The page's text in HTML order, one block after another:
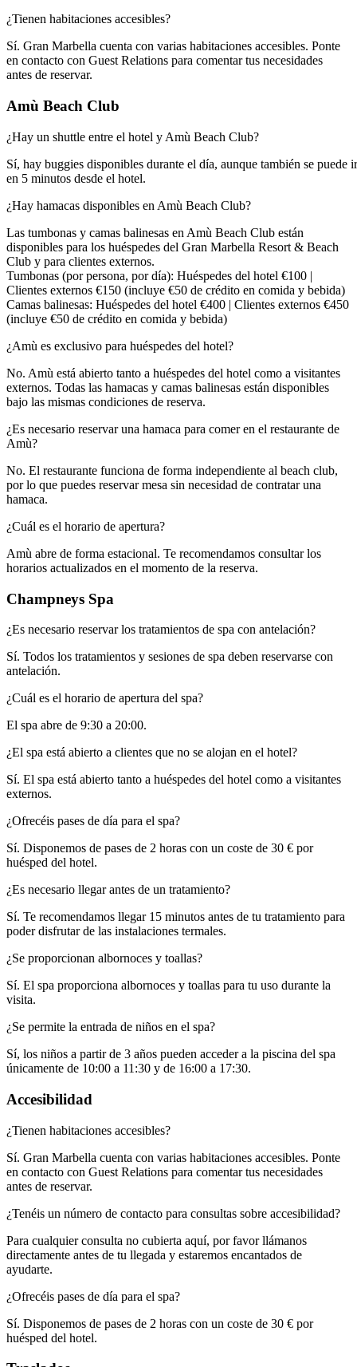
¿Tienen habitaciones accesibles?​​​​‌ ‍ ​‍​‍‌‍ ‌ ​‍‌‍‍‌‌‍‌ ‌‍‍‌‌‍ ‍​‍​‍​ ‍‍​‍​‍‌ ​ ‌‍​‌‌‍ ‍‌‍‍‌‌ ‌​‌ ‍‌​‍ ‍‌‍‍‌‌‍ ​‍​‍​‍ ​​‍​‍‌‍‍​‌ ​‍‌‍‌‌‌‍‌‍​‍​‍​ ‍‍​‍​‍‌‍‍​‌ ‌​‌ ‌​‌ ​​‌ ​ ​ ‍‍​‍ ​‍ ‌‍ ​​‍ ‌‌‍​‌‌‍ ‍‌‍‌​​‍ ‌‌ ​‍​‍ ‌‌‍‍​‌‍ ‌ ‌​‌‍‌‌‌‍ ​‌ ​ ​‍ ‌‌ ​ ‌ ‌​‌ ‌‌‌‍‌​‌‍‍‌‌‍ ​‍ ‍‌ ‌‍‌‍‌‌‌ ​‍‌‍​ ‌‍‌‌‌‍ ​​‍ ‍‌‍​‌‌ ​​‌ ​​​‍ ‌‍‍‌‌‍ ‍‌ ‌​‌‍‌‌‌‍ ‍‌ ‌​​‍ ‌‍‌‌‌‍‌​‌‍‍‌‌ ‌​​‍ ‌‍ ‌‌‍ ‌‍‌​‌‍‌‌​ ‌‌ ​​‌ ​‍‌‍‌‌‌ ​ ‌‍‌‌‌‍ ‍‌ ‌​‌‍​‌‌ ‌​‌‍‍‌‌‍ ‌‍ ‍​ ‍ ‌‍‍‌‌‍‌​​ ‌​ ‌ ​ ‌‌​ ​‌​ ‍‌‌‍​ ​ ‌ ​ ​ ‌‍​ ​‍ ‌​ ‍​‌‍‌‌​ ​​‌‍​ ​‍ ‌​ ‌​‌‍​‌‌‍‌​​ ​​​‍ ‌​ ‍​‌‍‌‍​ ‍​​ ​ ​‍ ‌​ ​​​ ​‍​ ‍​​ ‍‌​ ​ ​ ‌‌​ ‍‌​ ‍​‌‍​‍‌‍​‌‌‍‌‍‌‍​ ​ ‍ ‌ ‌​‌ ‍‌‌ ​​‌‍‌‌​ ‌‌‍‍​‌‍ ‌ ‌​‌‍‌‌‌‍ ​‌​‌‍‌‍​‌‌ ​‌​ ‍ ‌ ​​‌‍​‌‌ ‌​‌‍‍​​ ‌‌ ​‌‌ ‌‌‌‍‌‌‌ ​ ‌ ‌​‌‍‍‌‌‍ ‌‍ ‍​ ‌‍​‍‌‍​‌‌ ​ ‌‍‌‌‌‌‌‌‌ ​‍‌‍ ​​ ‌‌‍‍​‌ ‌​‌ ‌​‌ ​​‌ ​ ​‍‌‌​ ​ ‌​​‌​‍‌‌​ ​‍‌​‌‍​‍‌‌​ ​‍‌​‌‍‌‍ ​​‍ ‌‌‍​‌‌‍ ‍‌‍‌​​‍ ‌‌ ​‍​‍ ‌‌‍‍​‌‍ ‌ ‌​‌‍‌‌‌‍ ​‌ ​ ​‍ ‌‌ ​ ‌ ‌​‌ ‌‌‌‍‌​‌‍‍‌‌‍ ​‍ ‍‌ ‌‍‌‍‌‌‌ ​‍‌‍​ ‌‍‌‌‌‍ ​​‍ ‍‌‍​‌‌ ​​‌ ​​​‍‌‍‌‍‍‌‌‍‌​​ ‌​ ‌ ​ ‌‌​ ​‌​ ‍‌‌‍​ ​ ‌ ​ ​ ‌‍​ ​‍ ‌​ ‍​‌‍‌‌​ ​​‌‍​ ​‍ ‌​ ‌​‌‍​‌‌‍‌​​ ​​​‍ ‌​ ‍​‌‍‌‍​ ‍​​ ​ ​‍ ‌​ ​​​ ​‍​ ‍​​ ‍‌​ ​ ​ ‌‌​ ‍‌​ ‍​‌‍​‍‌‍​‌‌‍‌‍‌‍​ ​‍‌‍‌ ‌​‌ ‍‌‌ ​​‌‍‌‌​ ‌‌‍‍​‌‍ ‌ ‌​‌‍‌‌‌‍ ​‌​‌‍‌‍​‌‌ ​‌​‍‌‍‌ ​​‌‍​‌‌ ‌​‌‍‍​​ ‌‌ ​‌‌ ‌‌‌‍‌‌‌ ​ ‌ ‌​‌‍‍‌‌‍ ‌‍ ‍​‍‌‍‌ ​​‌‍‌‌‌ ​‍‌ ​ ‌ ​​‌‍‌‌‌‍​ ‌ ‌​‌‍‍‌‌ ‌‍‌‍‌‌​ ‌‌ ​​‌ ‌‌‌‍​‍‌‍ ​‌‍‍‌‌ ​ ‌‍‍​‌‍‌‌‌‍‌​​‍​‍‌ ‌
Sí. Gran Marbella cuenta con varias habitaciones accesibles. Ponte
en contacto con Guest Relations para comentar tus necesidades
antes de reservar.​​​​‌ ‍ ​‍​‍‌‍ ‌ ​‍‌‍‍‌‌‍‌ ‌‍‍‌‌‍ ‍​‍​‍​ ‍‍​‍​‍‌ ​ ‌‍​‌‌‍ ‍‌‍‍‌‌ ‌​‌ ‍‌​‍ ‍‌‍‍‌‌‍ ​‍​‍​‍ ​​‍​‍‌‍‍​‌ ​‍‌‍‌‌‌‍‌‍​‍​‍​ ‍‍​‍​‍‌‍‍​‌ ‌​‌ ‌​‌ ​​‌ ​ ​ ‍‍​‍ ​‍ ‌‍ ​​‍ ‌‌‍​‌‌‍ ‍‌‍‌​​‍ ‌‌ ​‍​‍ ‌‌‍‍​‌‍ ‌ ‌​‌‍‌‌‌‍ ​‌ ​ ​‍ ‌‌ ​ ‌ ‌​‌ ‌‌‌‍‌​‌‍‍‌‌‍ ​‍ ‍‌ ‌‍‌‍‌‌‌ ​‍‌‍​ ‌‍‌‌‌‍ ​​‍ ‍‌‍​‌‌ ​​‌ ​​​‍ ‌‍‍‌‌‍ ‍‌ ‌​‌‍‌‌‌‍ ‍‌ ‌​​‍ ‌‍‌‌‌‍‌​‌‍‍‌‌ ‌​​‍ ‌‍ ‌‌‍ ‌‍‌​‌‍‌‌​ ‌‌ ​​‌ ​‍‌‍‌‌‌ ​ ‌‍‌‌‌‍ ‍‌ ‌​‌‍​‌‌ ‌​‌‍‍‌‌‍ ‌‍ ‍​ ‍ ‌‍‍‌‌‍‌​​ ‌​ ‌ ​ ‌‌​ ​‌​ ‍‌‌‍​ ​ ‌ ​ ​ ‌‍​ ​‍ ‌​ ‍​‌‍‌‌​ ​​‌‍​ ​‍ ‌​ ‌​‌‍​‌‌‍‌​​ ​​​‍ ‌​ ‍​‌‍‌‍​ ‍​​ ​ ​‍ ‌​ ​​​ ​‍​ ‍​​ ‍‌​ ​ ​ ‌‌​ ‍‌​ ‍​‌‍​‍‌‍​‌‌‍‌‍‌‍​ ​ ‍ ‌ ‌​‌ ‍‌‌ ​​‌‍‌‌​ ‌‌‍‍​‌‍ ‌ ‌​‌‍‌‌‌‍ ​‌​‌‍‌‍​‌‌ ​‌​ ‍ ‌ ​​‌‍​‌‌ ‌​‌‍‍​​ ‌‌‍​‌‌‍ ‍‌ ​ ‌ ‌ ‌‍‌‌‌ ​‍​‍‌‌​ ‌‌‌​​‍‌‌ ‌‍‍ ‌‍‌‌‌ ‍‌​‍‌‌​ ​ ‌​‌​​‍‌‌​ ​ ‌​‌​​‍‌‌​ ​‍​ ​‍​ ‍‌​ ​‍​ ​‍‌‍​‌‌‍‌‌​ ‌ ‌‍​ ​ ‌‍‌‍​ ‌‍‌‍​ ‌‍​ ​‍​‍‌‌​ ​‍​ ​‍​‍‌‌​ ‌‌‌​‌​​‍ ‍‌‍​ ‌‍‍​‌‍‍‌‌‍ ​‌‍‌​‌ ​‍‌‍‌‌‌‍ ‍​‍‌‌​ ‌‌‌​​‍‌‌ ‌‍‍ ‌‍‌‌‌ ‍‌​‍‌‌​ ​ ‌​‌​​‍‌‌​ ​ ‌​‌​​‍‌‌​ ​‍​ ​‍​ ‍​​ ‍‌‌‍‌‌​ ‌‌‌‍‌​‌‍​‌‌‍​ ‌‍‌‍‌‍​‌‌‍​‍​ ‍​​ ‌‌​‍‌‌​ ​‍​ ​‍​‍‌‌​ ‌‌‌​‌​​‍ ‍‌ ‌​‌‍‌‌‌ ‍​‌ ‌​​ ‌‍​‍‌‍​‌‌ ​ ‌‍‌‌‌‌‌‌‌ ​‍‌‍ ​​ ‌‌‍‍​‌ ‌​‌ ‌​‌ ​​‌ ​ ​‍‌‌​ ​ ‌​​‌​‍‌‌​ ​‍‌​‌‍​‍‌‌​ ​‍‌​‌‍‌‍ ​​‍ ‌‌‍​‌‌‍ ‍‌‍‌​​‍ ‌‌ ​‍​‍ ‌‌‍‍​‌‍ ‌ ‌​‌‍‌‌‌‍ ​‌ ​ ​‍ ‌‌ ​ ‌ ‌​‌ ‌‌‌‍‌​‌‍‍‌‌‍ ​‍ ‍‌ ‌‍‌‍‌‌‌ ​‍‌‍​ ‌‍‌‌‌‍ ​​‍ ‍‌‍​‌‌ ​​‌ ​​​‍‌‍‌‍‍‌‌‍‌​​ ‌​ ‌ ​ ‌‌​ ​‌​ ‍‌‌‍​ ​ ‌ ​ ​ ‌‍​ ​‍ ‌​ ‍​‌‍‌‌​ ​​‌‍​ ​‍ ‌​ ‌​‌‍​‌‌‍‌​​ ​​​‍ ‌​ ‍​‌‍‌‍​ ‍​​ ​ ​‍ ‌​ ​​​ ​‍​ ‍​​ ‍‌​ ​ ​ ‌‌​ ‍‌​ ‍​‌‍​‍‌‍​‌‌‍‌‍‌‍​ ​‍‌‍‌ ‌​‌ ‍‌‌ ​​‌‍‌‌​ ‌‌‍‍​‌‍ ‌ ‌​‌‍‌‌‌‍ ​‌​‌‍‌‍​‌‌ ​‌​‍‌‍‌ ​​‌‍​‌‌ ‌​‌‍‍​​ ‌‌‍​‌‌‍ ‍‌ ​ ‌ ‌ ‌‍‌‌‌ ​‍​‍‌‌​ ‌‌‌​​‍‌‌ ‌‍‍ ‌‍‌‌‌ ‍‌​‍‌‌​ ​ ‌​‌​​‍‌‌​ ​ ‌​‌​​‍‌‌​ ​‍​ ​‍​ ‍‌​ ​‍​ ​‍‌‍​‌‌‍‌‌​ ‌ ‌‍​ ​ ‌‍‌‍​ ‌‍‌‍​ ‌‍​ ​‍​‍‌‌​ ​‍​ ​‍​‍‌‌​ ‌‌‌​‌​​‍ ‍‌‍​ ‌‍‍​‌‍‍‌‌‍ ​‌‍‌​‌ ​‍‌‍‌‌‌‍ ‍​‍‌‌​ ‌‌‌​​‍‌‌ ‌‍‍ ‌‍‌‌‌ ‍‌​‍‌‌​ ​ ‌​‌​​‍‌‌​ ​ ‌​‌​​‍‌‌​ ​‍​ ​‍​ ‍​​ ‍‌‌‍‌‌​ ‌‌‌‍‌​‌‍​‌‌‍​ ‌‍‌‍‌‍​‌‌‍​‍​ ‍​​ ‌‌​‍‌‌​ ​‍​ ​‍​‍‌‌​ ‌‌‌​‌​​‍ ‍‌ ‌​‌‍‌‌‌ ‍​‌ ‌​​‍‌‍‌ ​​‌‍‌‌‌ ​‍‌ ​ ‌ ​​‌‍‌‌‌‍​ ‌ ‌​‌‍‍‌‌ ‌‍‌‍‌‌​ ‌‌ ​​‌ ‌‌‌‍​‍‌‍ ​‌‍‍‌‌ ​ ‌‍‍​‌‍‌‌‌‍‌​​‍​‍‌ ‌
Amù Beach Club​​​​‌ ‍ ​‍​‍‌‍ ‌ ​‍‌‍‍‌‌‍‌ ‌‍‍‌‌‍ ‍​‍​‍​ ‍‍​‍​‍‌ ​ ‌‍​‌‌‍ ‍‌‍‍‌‌ ‌​‌ ‍‌​‍ ‍‌‍‍‌‌‍ ​‍​‍​‍ ​​‍​‍‌‍‍​‌ ​‍‌‍‌‌‌‍‌‍​‍​‍​ ‍‍​‍​‍‌‍‍​‌ ‌​‌ ‌​‌ ​​‌ ​ ​ ‍‍​‍ ​‍ ‌‍ ​​‍ ‌‌‍​‌‌‍ ‍‌‍‌​​‍ ‌‌ ​‍​‍ ‌‌‍‍​‌‍ ‌ ‌​‌‍‌‌‌‍ ​‌ ​ ​‍ ‌‌ ​ ‌ ‌​‌ ‌‌‌‍‌​‌‍‍‌‌‍ ​‍ ‍‌ ‌‍‌‍‌‌‌ ​‍‌‍​ ‌‍‌‌‌‍ ​​‍ ‍‌‍​‌‌ ​​‌ ​​​‍ ‌‍‍‌‌‍ ‍‌ ‌​‌‍‌‌‌‍ ‍‌ ‌​​‍ ‌‍‌‌‌‍‌​‌‍‍‌‌ ‌​​‍ ‌‍ ‌‌‍ ‌‍‌​‌‍‌‌​ ‌‌ ​​‌ ​‍‌‍‌‌‌ ​ ‌‍‌‌‌‍ ‍‌ ‌​‌‍​‌‌ ‌​‌‍‍‌‌‍ ‌‍ ‍​ ‍ ‌‍‍‌‌‍‌​​ ‌‌‍​‍‌‍‌‌‌‍​‍‌‍​ ​ ​​‌‍​ ​ ‌ ​ ‍‌​‍ ‌‌‍​‍‌‍​‌​ ‍‌​ ‌ ​‍ ‌​ ‌​​ ‌‌​ ​​​ ​‍​‍ ‌‌‍​‍​ ‌‌​ ‌​​ ‍​​‍ ‌​ ‍‌‌‍‌‌‌‍‌‌​ ​ ‌‍‌​​ ‌‌​ ‌ ​ ‌​‌‍‌‌‌‍​‌‌‍​‍​ ​‌​ ‍ ‌ ‌​‌ ‍‌‌ ​​‌‍‌‌​ ‌‌‍‍​‌‍ ‌ ‌​‌‍‌‌‌‍ ​‌‌​ ‌‍‍‌‌ ‌​‌‍‌‌‌‌​​‌‍​‌‌‍‌ ‌‍‌‌​ ‍ ‌ ​​‌‍​‌‌ ‌​‌‍‍​​ ‌‌ ​​‌‍​‌‌‍‌ ‌‍‌‌‌​​‍‌ ‌‌‌‍‍‌‌‍ ​‌‍‌​‌‍‌‌‌ ​‍​‍‌‌​ ‌‌‌​​‍‌‌ ‌‍‍ ‌‍‌‌‌ ‍‌​‍‌‌​ ​ ‌​‌​​‍‌‌​ ​ ‌​‌​​‍‌‌​ ​‍​ ​‍​ ‍​​ ‍​​ ‌‌​ ‌ ​ ‌‍‌‍​‍​ ‌​​ ‌‍​ ‌‍‌‍‌‍​ ‌‌‌‍‌​​‍‌‌​ ​‍​ ​‍​‍‌‌​ ‌‌‌​‌​​‍ ‍‌‍‌‍‌‍​‌‌ ​‌‌‌​ ‌‍‌‌‌‍​ ‌ ‌​‌‍‍‌‌‍ ‌‍ ‍‌ ​ ​‍‌‌​ ‌‌‌​​‍‌‌ ‌‍‍ ‌‍‌‌‌ ‍‌​‍‌‌​ ​ ‌​‌​​‍‌‌​ ​ ‌​‌​​‍‌‌​ ​‍​ ​‍‌‍​ ​ ‍​‌‍​‍‌‍​‍​ ‌ ‌‍​ ‌‍​‌‌‍​ ​ ​ ‌‍​ ​ ‍‌​ ‌ ​‍‌‌​ ​‍​ ​‍​‍‌‌​ ‌‌‌​‌​​‍ ‍‌ ​ ‌‍‌‌‌‍​ ‌ ‌​‌‍‍‌‌‍ ‌‍ ‍‌‌‌​‌‍‍‌‌ ‌​‌‍ ​‌‍‌‌​ ‌‍​‍‌‍​‌‌ ​ ‌‍‌‌‌‌‌‌‌ ​‍‌‍ ​​ ‌‌‍‍​‌ ‌​‌ ‌​‌ ​​‌ ​ ​‍‌‌​ ​ ‌​​‌​‍‌‌​ ​‍‌​‌‍​‍‌‌​ ​‍‌​‌‍‌‍ ​​‍ ‌‌‍​‌‌‍ ‍‌‍‌​​‍ ‌‌ ​‍​‍ ‌‌‍‍​‌‍ ‌ ‌​‌‍‌‌‌‍ ​‌ ​ ​‍ ‌‌ ​ ‌ ‌​‌ ‌‌‌‍‌​‌‍‍‌‌‍ ​‍ ‍‌ ‌‍‌‍‌‌‌ ​‍‌‍​ ‌‍‌‌‌‍ ​​‍ ‍‌‍​‌‌ ​​‌ ​​​‍‌‍‌‍‍‌‌‍‌​​ ‌‌‍​‍‌‍‌‌‌‍​‍‌‍​ ​ ​​‌‍​ ​ ‌ ​ ‍‌​‍ ‌‌‍​‍‌‍​‌​ ‍‌​ ‌ ​‍ ‌​ ‌​​ ‌‌​ ​​​ ​‍​‍ ‌‌‍​‍​ ‌‌​ ‌​​ ‍​​‍ ‌​ ‍‌‌‍‌‌‌‍‌‌​ ​ ‌‍‌​​ ‌‌​ ‌ ​ ‌​‌‍‌‌‌‍​‌‌‍​‍​ ​‌​‍‌‍‌ ‌​‌ ‍‌‌ ​​‌‍‌‌​ ‌‌‍‍​‌‍ ‌ ‌​‌‍‌‌‌‍ ​‌‌​ ‌‍‍‌‌ ‌​‌‍‌‌‌‌​​‌‍​‌‌‍‌ ‌‍‌‌​‍‌‍‌ ​​‌‍​‌‌ ‌​‌‍‍​​ ‌‌ ​​‌‍​‌‌‍‌ ‌‍‌‌‌​​‍‌ ‌‌‌‍‍‌‌‍ ​‌‍‌​‌‍‌‌‌ ​‍​‍‌‌​ ‌‌‌​​‍‌‌ ‌‍‍ ‌‍‌‌‌ ‍‌​‍‌‌​ ​ ‌​‌​​‍‌‌​ ​ ‌​‌​​‍‌‌​ ​‍​ ​‍​ ‍​​ ‍​​ ‌‌​ ‌ ​ ‌‍‌‍​‍​ ‌​​ ‌‍​ ‌‍‌‍‌‍​ ‌‌‌‍‌​​‍‌‌​ ​‍​ ​‍​‍‌‌​ ‌‌‌​‌​​‍ ‍‌‍‌‍‌‍​‌‌ ​‌‌‌​ ‌‍‌‌‌‍​ ‌ ‌​‌‍‍‌‌‍ ‌‍ ‍‌ ​ ​‍‌‌​ ‌‌‌​​‍‌‌ ‌‍‍ ‌‍‌‌‌ ‍‌​‍‌‌​ ​ ‌​‌​​‍‌‌​ ​ ‌​‌​​‍‌‌​ ​‍​ ​‍‌‍​ ​ ‍​‌‍​‍‌‍​‍​ ‌ ‌‍​ ‌‍​‌‌‍​ ​ ​ ‌‍​ ​ ‍‌​ ‌ ​‍‌‌​ ​‍​ ​‍​‍‌‌​ ‌‌‌​‌​​‍ ‍‌ ​ ‌‍‌‌‌‍​ ‌ ‌​‌‍‍‌‌‍ ‌‍ ‍‌‌‌​‌‍‍‌‌ ‌​‌‍ ​‌‍‌‌​‍‌‍‌ ​​‌‍‌‌‌ ​‍‌ ​ ‌ ​​‌‍‌‌‌‍​ ‌ ‌​‌‍‍‌‌ ‌‍‌‍‌‌​ ‌‌ ​​‌ ‌‌‌‍​‍‌‍ ​‌‍‍‌‌ ​ ‌‍‍​‌‍‌‌‌‍‌​​‍​‍‌ ‌
¿Hay un shuttle entre el hotel y Amù Beach Club?​​​​‌ ‍ ​‍​‍‌‍ ‌ ​‍‌‍‍‌‌‍‌ ‌‍‍‌‌‍ ‍​‍​‍​ ‍‍​‍​‍‌ ​ ‌‍​‌‌‍ ‍‌‍‍‌‌ ‌​‌ ‍‌​‍ ‍‌‍‍‌‌‍ ​‍​‍​‍ ​​‍​‍‌‍‍​‌ ​‍‌‍‌‌‌‍‌‍​‍​‍​ ‍‍​‍​‍‌‍‍​‌ ‌​‌ ‌​‌ ​​‌ ​ ​ ‍‍​‍ ​‍ ‌‍ ​​‍ ‌‌‍​‌‌‍ ‍‌‍‌​​‍ ‌‌ ​‍​‍ ‌‌‍‍​‌‍ ‌ ‌​‌‍‌‌‌‍ ​‌ ​ ​‍ ‌‌ ​ ‌ ‌​‌ ‌‌‌‍‌​‌‍‍‌‌‍ ​‍ ‍‌ ‌‍‌‍‌‌‌ ​‍‌‍​ ‌‍‌‌‌‍ ​​‍ ‍‌‍​‌‌ ​​‌ ​​​‍ ‌‍‍‌‌‍ ‍‌ ‌​‌‍‌‌‌‍ ‍‌ ‌​​‍ ‌‍‌‌‌‍‌​‌‍‍‌‌ ‌​​‍ ‌‍ ‌‌‍ ‌‍‌​‌‍‌‌​ ‌‌ ​​‌ ​‍‌‍‌‌‌ ​ ‌‍‌‌‌‍ ‍‌ ‌​‌‍​‌‌ ‌​‌‍‍‌‌‍ ‌‍ ‍​ ‍ ‌‍‍‌‌‍‌​​ ‌‌‍‌‌​ ​ ​ ​‌‌‍‌​‌‍‌‍​ ​ ‌‍​‍​ ‌‌​‍ ‌‌‍‌‌‌‍​‌​ ​​​ ​‍​‍ ‌​ ‌​‌‍​‌​ ‌‍‌‍​‌​‍ ‌‌‍​‌​ ‍‌‌‍​‍​ ‌ ​‍ ‌‌‍‌​​ ​‍​ ‌ ‌‍​‌‌‍​ ​ ​ ​ ‌​​ ​‍​ ‍​​ ​​​ ​ ‌‍‌‌​ ‍ ‌ ‌​‌ ‍‌‌ ​​‌‍‌‌​ ‌‌‍‍​‌‍ ‌ ‌​‌‍‌‌‌‍ ​‌​‌‍‌‍​‌‌ ​‌​ ‍ ‌ ​​‌‍​‌‌ ‌​‌‍‍​​ ‌‌ ​‌‌ ‌‌‌‍‌‌‌ ​ ‌ ‌​‌‍‍‌‌‍ ‌‍ ‍​ ‌‍​‍‌‍​‌‌ ​ ‌‍‌‌‌‌‌‌‌ ​‍‌‍ ​​ ‌‌‍‍​‌ ‌​‌ ‌​‌ ​​‌ ​ ​‍‌‌​ ​ ‌​​‌​‍‌‌​ ​‍‌​‌‍​‍‌‌​ ​‍‌​‌‍‌‍ ​​‍ ‌‌‍​‌‌‍ ‍‌‍‌​​‍ ‌‌ ​‍​‍ ‌‌‍‍​‌‍ ‌ ‌​‌‍‌‌‌‍ ​‌ ​ ​‍ ‌‌ ​ ‌ ‌​‌ ‌‌‌‍‌​‌‍‍‌‌‍ ​‍ ‍‌ ‌‍‌‍‌‌‌ ​‍‌‍​ ‌‍‌‌‌‍ ​​‍ ‍‌‍​‌‌ ​​‌ ​​​‍‌‍‌‍‍‌‌‍‌​​ ‌‌‍‌‌​ ​ ​ ​‌‌‍‌​‌‍‌‍​ ​ ‌‍​‍​ ‌‌​‍ ‌‌‍‌‌‌‍​‌​ ​​​ ​‍​‍ ‌​ ‌​‌‍​‌​ ‌‍‌‍​‌​‍ ‌‌‍​‌​ ‍‌‌‍​‍​ ‌ ​‍ ‌‌‍‌​​ ​‍​ ‌ ‌‍​‌‌‍​ ​ ​ ​ ‌​​ ​‍​ ‍​​ ​​​ ​ ‌‍‌‌​‍‌‍‌ ‌​‌ ‍‌‌ ​​‌‍‌‌​ ‌‌‍‍​‌‍ ‌ ‌​‌‍‌‌‌‍ ​‌​‌‍‌‍​‌‌ ​‌​‍‌‍‌ ​​‌‍​‌‌ ‌​‌‍‍​​ ‌‌ ​‌‌ ‌‌‌‍‌‌‌ ​ ‌ ‌​‌‍‍‌‌‍ ‌‍ ‍​‍‌‍‌ ​​‌‍‌‌‌ ​‍‌ ​ ‌ ​​‌‍‌‌‌‍​ ‌ ‌​‌‍‍‌‌ ‌‍‌‍‌‌​ ‌‌ ​​‌ ‌‌‌‍​‍‌‍ ​‌‍‍‌‌ ​ ‌‍‍​‌‍‌‌‌‍‌​​‍​‍‌ ‌
Sí, hay buggies disponibles durante el día, aunque también se puede
en 5 minutos desde el hotel.​​​​‌ ‍ ​‍​‍‌‍ ‌ ​‍‌‍‍‌‌‍‌ ‌‍‍‌‌‍ ‍​‍​‍​ ‍‍​‍​‍‌ ​ ‌‍​‌‌‍ ‍‌‍‍‌‌ ‌​‌ ‍‌​‍ ‍‌‍‍‌‌‍ ​‍​‍​‍ ​​‍​‍‌‍‍​‌ ​‍‌‍‌‌‌‍‌‍​‍​‍​ ‍‍​‍​‍‌‍‍​‌ ‌​‌ ‌​‌ ​​‌ ​ ​ ‍‍​‍ ​‍ ‌‍ ​​‍ ‌‌‍​‌‌‍ ‍‌‍‌​​‍ ‌‌ ​‍​‍ ‌‌‍‍​‌‍ ‌ ‌​‌‍‌‌‌‍ ​‌ ​ ​‍ ‌‌ ​ ‌ ‌​‌ ‌‌‌‍‌​‌‍‍‌‌‍ ​‍ ‍‌ ‌‍‌‍‌‌‌ ​‍‌‍​ ‌‍‌‌‌‍ ​​‍ ‍‌‍​‌‌ ​​‌ ​​​‍ ‌‍‍‌‌‍ ‍‌ ‌​‌‍‌‌‌‍ ‍‌ ‌​​‍ ‌‍‌‌‌‍‌​‌‍‍‌‌ ‌​​‍ ‌‍ ‌‌‍ ‌‍‌​‌‍‌‌​ ‌‌ ​​‌ ​‍‌‍‌‌‌ ​ ‌‍‌‌‌‍ ‍‌ ‌​‌‍​‌‌ ‌​‌‍‍‌‌‍ ‌‍ ‍​ ‍ ‌‍‍‌‌‍‌​​ ‌‌‍‌‌​ ​ ​ ​‌‌‍‌​‌‍‌‍​ ​ ‌‍​‍​ ‌‌​‍ ‌‌‍‌‌‌‍​‌​ ​​​ ​‍​‍ ‌​ ‌​‌‍​‌​ ‌‍‌‍​‌​‍ ‌‌‍​‌​ ‍‌‌‍​‍​ ‌ ​‍ ‌‌‍‌​​ ​‍​ ‌ ‌‍​‌‌‍​ ​ ​ ​ ‌​​ ​‍​ ‍​​ ​​​ ​ ‌‍‌‌​ ‍ ‌ ‌​‌ ‍‌‌ ​​‌‍‌‌​ ‌‌‍‍​‌‍ ‌ ‌​‌‍‌‌‌‍ ​‌​‌‍‌‍​‌‌ ​‌​ ‍ ‌ ​​‌‍​‌‌ ‌​‌‍‍​​ ‌‌‍​‌‌‍ ‍‌ ​ ‌ ‌ ‌‍‌‌‌ ​‍​‍‌‌​ ‌‌‌​​‍‌‌ ‌‍‍ ‌‍‌‌‌ ‍‌​‍‌‌​ ​ ‌​‌​​‍‌‌​ ​ ‌​‌​​‍‌‌​ ​‍​ ​‍​ ‌ ​ ​‌‌‍​ ​ ‌‌​ ‌‍‌‍‌‍‌‍‌​​ ‌​​ ​ ​ ​ ​ ​​​ ‌ ​‍‌‌​ ​‍​ ​‍​‍‌‌​ ‌‌‌​‌​​‍ ‍‌‍​ ‌‍‍​‌‍‍‌‌‍ ​‌‍‌​‌ ​‍‌‍‌‌‌‍ ‍​‍‌‌​ ‌‌‌​​‍‌‌ ‌‍‍ ‌‍‌‌‌ ‍‌​‍‌‌​ ​ ‌​‌​​‍‌‌​ ​ ‌​‌​​‍‌‌​ ​‍​ ​‍​ ‍​​ ​ ​ ‍​​ ‍​​ ​ ​ ‌ ‌‍​ ​ ‌​​ ​‍‌‍‌​​ ‌ ‌‍​ ​‍‌‌​ ​‍​ ​‍​‍‌‌​ ‌‌‌​‌​​‍ ‍‌ ‌​‌‍‌‌‌ ‍​‌ ‌​​ ‌‍​‍‌‍​‌‌ ​ ‌‍‌‌‌‌‌‌‌ ​‍‌‍ ​​ ‌‌‍‍​‌ ‌​‌ ‌​‌ ​​‌ ​ ​‍‌‌​ ​ ‌​​‌​‍‌‌​ ​‍‌​‌‍​‍‌‌​ ​‍‌​‌‍‌‍ ​​‍ ‌‌‍​‌‌‍ ‍‌‍‌​​‍ ‌‌ ​‍​‍ ‌‌‍‍​‌‍ ‌ ‌​‌‍‌‌‌‍ ​‌ ​ ​‍ ‌‌ ​ ‌ ‌​‌ ‌‌‌‍‌​‌‍‍‌‌‍ ​‍ ‍‌ ‌‍‌‍‌‌‌ ​‍‌‍​ ‌‍‌‌‌‍ ​​‍ ‍‌‍​‌‌ ​​‌ ​​​‍‌‍‌‍‍‌‌‍‌​​ ‌‌‍‌‌​ ​ ​ ​‌‌‍‌​‌‍‌‍​ ​ ‌‍​‍​ ‌‌​‍ ‌‌‍‌‌‌‍​‌​ ​​​ ​‍​‍ ‌​ ‌​‌‍​‌​ ‌‍‌‍​‌​‍ ‌‌‍​‌​ ‍‌‌‍​‍​ ‌ ​‍ ‌‌‍‌​​ ​‍​ ‌ ‌‍​‌‌‍​ ​ ​ ​ ‌​​ ​‍​ ‍​​ ​​​ ​ ‌‍‌‌​‍‌‍‌ ‌​‌ ‍‌‌ ​​‌‍‌‌​ ‌‌‍‍​‌‍ ‌ ‌​‌‍‌‌‌‍ ​‌​‌‍‌‍​‌‌ ​‌​‍‌‍‌ ​​‌‍​‌‌ ‌​‌‍‍​​ ‌‌‍​‌‌‍ ‍‌ ​ ‌ ‌ ‌‍‌‌‌ ​‍​‍‌‌​ ‌‌‌​​‍‌‌ ‌‍‍ ‌‍‌‌‌ ‍‌​‍‌‌​ ​ ‌​‌​​‍‌‌​ ​ ‌​‌​​‍‌‌​ ​‍​ ​‍​ ‌ ​ ​‌‌‍​ ​ ‌‌​ ‌‍‌‍‌‍‌‍‌​​ ‌​​ ​ ​ ​ ​ ​​​ ‌ ​‍‌‌​ ​‍​ ​‍​‍‌‌​ ‌‌‌​‌​​‍ ‍‌‍​ ‌‍‍​‌‍‍‌‌‍ ​‌‍‌​‌ ​‍‌‍‌‌‌‍ ‍​‍‌‌​ ‌‌‌​​‍‌‌ ‌‍‍ ‌‍‌‌‌ ‍‌​‍‌‌​ ​ ‌​‌​​‍‌‌​ ​ ‌​‌​​‍‌‌​ ​‍​ ​‍​ ‍​​ ​ ​ ‍​​ ‍​​ ​ ​ ‌ ‌‍​ ​ ‌​​ ​‍‌‍‌​​ ‌ ‌‍​ ​‍‌‌​ ​‍​ ​‍​‍‌‌​ ‌‌‌​‌​​‍ ‍‌ ‌​‌‍‌‌‌ ‍​‌ ‌​​‍‌‍‌ ​​‌‍‌‌‌ ​‍‌ ​ ‌ ​​‌‍‌‌‌‍​ ‌ ‌​‌‍‍‌‌ ‌‍‌‍‌‌​ ‌‌ ​​‌ ‌‌‌‍​‍‌‍ ​‌‍‍‌‌ ​ ‌‍‍​‌‍‌‌‌‍‌​​‍​‍‌ ‌
¿Hay hamacas disponibles en Amù Beach Club?​​​​‌ ‍ ​‍​‍‌‍ ‌ ​‍‌‍‍‌‌‍‌ ‌‍‍‌‌‍ ‍​‍​‍​ ‍‍​‍​‍‌ ​ ‌‍​‌‌‍ ‍‌‍‍‌‌ ‌​‌ ‍‌​‍ ‍‌‍‍‌‌‍ ​‍​‍​‍ ​​‍​‍‌‍‍​‌ ​‍‌‍‌‌‌‍‌‍​‍​‍​ ‍‍​‍​‍‌‍‍​‌ ‌​‌ ‌​‌ ​​‌ ​ ​ ‍‍​‍ ​‍ ‌‍ ​​‍ ‌‌‍​‌‌‍ ‍‌‍‌​​‍ ‌‌ ​‍​‍ ‌‌‍‍​‌‍ ‌ ‌​‌‍‌‌‌‍ ​‌ ​ ​‍ ‌‌ ​ ‌ ‌​‌ ‌‌‌‍‌​‌‍‍‌‌‍ ​‍ ‍‌ ‌‍‌‍‌‌‌ ​‍‌‍​ ‌‍‌‌‌‍ ​​‍ ‍‌‍​‌‌ ​​‌ ​​​‍ ‌‍‍‌‌‍ ‍‌ ‌​‌‍‌‌‌‍ ‍‌ ‌​​‍ ‌‍‌‌‌‍‌​‌‍‍‌‌ ‌​​‍ ‌‍ ‌‌‍ ‌‍‌​‌‍‌‌​ ‌‌ ​​‌ ​‍‌‍‌‌‌ ​ ‌‍‌‌‌‍ ‍‌ ‌​‌‍​‌‌ ‌​‌‍‍‌‌‍ ‌‍ ‍​ ‍ ‌‍‍‌‌‍‌​​ ‌‌‍‌‍‌‍‌​​ ​​‌‍​‌​ ‌‍​ ​ ‌‍‌‍‌‍​‍​‍ ‌​ ​‍​ ‌‌​ ‌ ‌‍​‍​‍ ‌​ ‌​​ ​‌​ ‌​​ ‍‌​‍ ‌​ ‍​​ ‌​‌‍​‌‌‍‌‌​‍ ‌​ ‌​​ ​ ​ ​ ​ ​​​ ​​​ ‌​​ ‍‌​ ‌‌‌‍‌‍​ ‌​‌‍‌‌​ ‌‍​ ‍ ‌ ‌​‌ ‍‌‌ ​​‌‍‌‌​ ‌‌‍‍​‌‍ ‌ ‌​‌‍‌‌‌‍ ​‌​‌‍‌‍​‌‌ ​‌​ ‍ ‌ ​​‌‍​‌‌ ‌​‌‍‍​​ ‌‌ ​‌‌ ‌‌‌‍‌‌‌ ​ ‌ ‌​‌‍‍‌‌‍ ‌‍ ‍​ ‌‍​‍‌‍​‌‌ ​ ‌‍‌‌‌‌‌‌‌ ​‍‌‍ ​​ ‌‌‍‍​‌ ‌​‌ ‌​‌ ​​‌ ​ ​‍‌‌​ ​ ‌​​‌​‍‌‌​ ​‍‌​‌‍​‍‌‌​ ​‍‌​‌‍‌‍ ​​‍ ‌‌‍​‌‌‍ ‍‌‍‌​​‍ ‌‌ ​‍​‍ ‌‌‍‍​‌‍ ‌ ‌​‌‍‌‌‌‍ ​‌ ​ ​‍ ‌‌ ​ ‌ ‌​‌ ‌‌‌‍‌​‌‍‍‌‌‍ ​‍ ‍‌ ‌‍‌‍‌‌‌ ​‍‌‍​ ‌‍‌‌‌‍ ​​‍ ‍‌‍​‌‌ ​​‌ ​​​‍‌‍‌‍‍‌‌‍‌​​ ‌‌‍‌‍‌‍‌​​ ​​‌‍​‌​ ‌‍​ ​ ‌‍‌‍‌‍​‍​‍ ‌​ ​‍​ ‌‌​ ‌ ‌‍​‍​‍ ‌​ ‌​​ ​‌​ ‌​​ ‍‌​‍ ‌​ ‍​​ ‌​‌‍​‌‌‍‌‌​‍ ‌​ ‌​​ ​ ​ ​ ​ ​​​ ​​​ ‌​​ ‍‌​ ‌‌‌‍‌‍​ ‌​‌‍‌‌​ ‌‍​‍‌‍‌ ‌​‌ ‍‌‌ ​​‌‍‌‌​ ‌‌‍‍​‌‍ ‌ ‌​‌‍‌‌‌‍ ​‌​‌‍‌‍​‌‌ ​‌​‍‌‍‌ ​​‌‍​‌‌ ‌​‌‍‍​​ ‌‌ ​‌‌ ‌‌‌‍‌‌‌ ​ ‌ ‌​‌‍‍‌‌‍ ‌‍ ‍​‍‌‍‌ ​​‌‍‌‌‌ ​‍‌ ​ ‌ ​​‌‍‌‌‌‍​ ‌ ‌​‌‍‍‌‌ ‌‍‌‍‌‌​ ‌‌ ​​‌ ‌‌‌‍​‍‌‍ ​‌‍‍‌‌ ​ ‌‍‍​‌‍‌‌‌‍‌​​‍​‍‌ ‌
Las tumbonas y camas balinesas en Amù Beach Club están
disponibles para los huéspedes del Gran Marbella Resort & Beach
Club y para clientes externos.
Tumbonas (por persona, por día): Huéspedes del hotel €100 |
Clientes externos €150 (incluye €50 de crédito en comida y bebida)
Camas balinesas: Huéspedes del hotel €400 | Clientes externos €450
(incluye €50 de crédito en comida y bebida)​​​​‌ ‍ ​‍​‍‌‍ ‌ ​‍‌‍‍‌‌‍‌ ‌‍‍‌‌‍ ‍​‍​‍​ ‍‍​‍​‍‌ ​ ‌‍​‌‌‍ ‍‌‍‍‌‌ ‌​‌ ‍‌​‍ ‍‌‍‍‌‌‍ ​‍​‍​‍ ​​‍​‍‌‍‍​‌ ​‍‌‍‌‌‌‍‌‍​‍​‍​ ‍‍​‍​‍‌‍‍​‌ ‌​‌ ‌​‌ ​​‌ ​ ​ ‍‍​‍ ​‍ ‌‍ ​​‍ ‌‌‍​‌‌‍ ‍‌‍‌​​‍ ‌‌ ​‍​‍ ‌‌‍‍​‌‍ ‌ ‌​‌‍‌‌‌‍ ​‌ ​ ​‍ ‌‌ ​ ‌ ‌​‌ ‌‌‌‍‌​‌‍‍‌‌‍ ​‍ ‍‌ ‌‍‌‍‌‌‌ ​‍‌‍​ ‌‍‌‌‌‍ ​​‍ ‍‌‍​‌‌ ​​‌ ​​​‍ ‌‍‍‌‌‍ ‍‌ ‌​‌‍‌‌‌‍ ‍‌ ‌​​‍ ‌‍‌‌‌‍‌​‌‍‍‌‌ ‌​​‍ ‌‍ ‌‌‍ ‌‍‌​‌‍‌‌​ ‌‌ ​​‌ ​‍‌‍‌‌‌ ​ ‌‍‌‌‌‍ ‍‌ ‌​‌‍​‌‌ ‌​‌‍‍‌‌‍ ‌‍ ‍​ ‍ ‌‍‍‌‌‍‌​​ ‌‌‍‌‍‌‍‌​​ ​​‌‍​‌​ ‌‍​ ​ ‌‍‌‍‌‍​‍​‍ ‌​ ​‍​ ‌‌​ ‌ ‌‍​‍​‍ ‌​ ‌​​ ​‌​ ‌​​ ‍‌​‍ ‌​ ‍​​ ‌​‌‍​‌‌‍‌‌​‍ ‌​ ‌​​ ​ ​ ​ ​ ​​​ ​​​ ‌​​ ‍‌​ ‌‌‌‍‌‍​ ‌​‌‍‌‌​ ‌‍​ ‍ ‌ ‌​‌ ‍‌‌ ​​‌‍‌‌​ ‌‌‍‍​‌‍ ‌ ‌​‌‍‌‌‌‍ ​‌​‌‍‌‍​‌‌ ​‌​ ‍ ‌ ​​‌‍​‌‌ ‌​‌‍‍​​ ‌‌‍​‌‌‍ ‍‌ ​ ‌ ‌ ‌‍‌‌‌ ​‍​‍‌‌​ ‌‌‌​​‍‌‌ ‌‍‍ ‌‍‌‌‌ ‍‌​‍‌‌​ ​ ‌​‌​​‍‌‌​ ​ ‌​‌​​‍‌‌​ ​‍​ ​‍‌‍​‍‌‍‌​​ ‍‌​ ‍‌​ ‌‌​ ‌‌‌‍​‌​ ‌‌​ ​‌‌‍​‍‌‍‌‌‌‍​ ​‍‌‌​ ​‍​ ​‍​‍‌‌​ ‌‌‌​‌​​‍ ‍‌‍​ ‌‍‍​‌‍‍‌‌‍ ​‌‍‌​‌ ​‍‌‍‌‌‌‍ ‍​‍‌‌​ ‌‌‌​​‍‌‌ ‌‍‍ ‌‍‌‌‌ ‍‌​‍‌‌​ ​ ‌​‌​​‍‌‌​ ​ ‌​‌​​‍‌‌​ ​‍​ ​‍​ ‌ ​ ​‍​ ‍​​ ‌‍​ ‍​​ ‍​​ ‌ ​ ‌‍​ ‍​​ ​‍​ ‌​‌‍​‍​‍‌‌​ ​‍​ ​‍​‍‌‌​ ‌‌‌​‌​​‍ ‍‌ ‌​‌‍‌‌‌ ‍​‌ ‌​​ ‌‍​‍‌‍​‌‌ ​ ‌‍‌‌‌‌‌‌‌ ​‍‌‍ ​​ ‌‌‍‍​‌ ‌​‌ ‌​‌ ​​‌ ​ ​‍‌‌​ ​ ‌​​‌​‍‌‌​ ​‍‌​‌‍​‍‌‌​ ​‍‌​‌‍‌‍ ​​‍ ‌‌‍​‌‌‍ ‍‌‍‌​​‍ ‌‌ ​‍​‍ ‌‌‍‍​‌‍ ‌ ‌​‌‍‌‌‌‍ ​‌ ​ ​‍ ‌‌ ​ ‌ ‌​‌ ‌‌‌‍‌​‌‍‍‌‌‍ ​‍ ‍‌ ‌‍‌‍‌‌‌ ​‍‌‍​ ‌‍‌‌‌‍ ​​‍ ‍‌‍​‌‌ ​​‌ ​​​‍‌‍‌‍‍‌‌‍‌​​ ‌‌‍‌‍‌‍‌​​ ​​‌‍​‌​ ‌‍​ ​ ‌‍‌‍‌‍​‍​‍ ‌​ ​‍​ ‌‌​ ‌ ‌‍​‍​‍ ‌​ ‌​​ ​‌​ ‌​​ ‍‌​‍ ‌​ ‍​​ ‌​‌‍​‌‌‍‌‌​‍ ‌​ ‌​​ ​ ​ ​ ​ ​​​ ​​​ ‌​​ ‍‌​ ‌‌‌‍‌‍​ ‌​‌‍‌‌​ ‌‍​‍‌‍‌ ‌​‌ ‍‌‌ ​​‌‍‌‌​ ‌‌‍‍​‌‍ ‌ ‌​‌‍‌‌‌‍ ​‌​‌‍‌‍​‌‌ ​‌​‍‌‍‌ ​​‌‍​‌‌ ‌​‌‍‍​​ ‌‌‍​‌‌‍ ‍‌ ​ ‌ ‌ ‌‍‌‌‌ ​‍​‍‌‌​ ‌‌‌​​‍‌‌ ‌‍‍ ‌‍‌‌‌ ‍‌​‍‌‌​ ​ ‌​‌​​‍‌‌​ ​ ‌​‌​​‍‌‌​ ​‍​ ​‍‌‍​‍‌‍‌​​ ‍‌​ ‍‌​ ‌‌​ ‌‌‌‍​‌​ ‌‌​ ​‌‌‍​‍‌‍‌‌‌‍​ ​‍‌‌​ ​‍​ ​‍​‍‌‌​ ‌‌‌​‌​​‍ ‍‌‍​ ‌‍‍​‌‍‍‌‌‍ ​‌‍‌​‌ ​‍‌‍‌‌‌‍ ‍​‍‌‌​ ‌‌‌​​‍‌‌ ‌‍‍ ‌‍‌‌‌ ‍‌​‍‌‌​ ​ ‌​‌​​‍‌‌​ ​ ‌​‌​​‍‌‌​ ​‍​ ​‍​ ‌ ​ ​‍​ ‍​​ ‌‍​ ‍​​ ‍​​ ‌ ​ ‌‍​ ‍​​ ​‍​ ‌​‌‍​‍​‍‌‌​ ​‍​ ​‍​‍‌‌​ ‌‌‌​‌​​‍ ‍‌ ‌​‌‍‌‌‌ ‍​‌ ‌​​‍‌‍‌ ​​‌‍‌‌‌ ​‍‌ ​ ‌ ​​‌‍‌‌‌‍​ ‌ ‌​‌‍‍‌‌ ‌‍‌‍‌‌​ ‌‌ ​​‌ ‌‌‌‍​‍‌‍ ​‌‍‍‌‌ ​ ‌‍‍​‌‍‌‌‌‍‌​​‍​‍‌ ‌
¿Amù es exclusivo para huéspedes del hotel?​​​​‌ ‍ ​‍​‍‌‍ ‌ ​‍‌‍‍‌‌‍‌ ‌‍‍‌‌‍ ‍​‍​‍​ ‍‍​‍​‍‌ ​ ‌‍​‌‌‍ ‍‌‍‍‌‌ ‌​‌ ‍‌​‍ ‍‌‍‍‌‌‍ ​‍​‍​‍ ​​‍​‍‌‍‍​‌ ​‍‌‍‌‌‌‍‌‍​‍​‍​ ‍‍​‍​‍‌‍‍​‌ ‌​‌ ‌​‌ ​​‌ ​ ​ ‍‍​‍ ​‍ ‌‍ ​​‍ ‌‌‍​‌‌‍ ‍‌‍‌​​‍ ‌‌ ​‍​‍ ‌‌‍‍​‌‍ ‌ ‌​‌‍‌‌‌‍ ​‌ ​ ​‍ ‌‌ ​ ‌ ‌​‌ ‌‌‌‍‌​‌‍‍‌‌‍ ​‍ ‍‌ ‌‍‌‍‌‌‌ ​‍‌‍​ ‌‍‌‌‌‍ ​​‍ ‍‌‍​‌‌ ​​‌ ​​​‍ ‌‍‍‌‌‍ ‍‌ ‌​‌‍‌‌‌‍ ‍‌ ‌​​‍ ‌‍‌‌‌‍‌​‌‍‍‌‌ ‌​​‍ ‌‍ ‌‌‍ ‌‍‌​‌‍‌‌​ ‌‌ ​​‌ ​‍‌‍‌‌‌ ​ ‌‍‌‌‌‍ ‍‌ ‌​‌‍​‌‌ ‌​‌‍‍‌‌‍ ‌‍ ‍​ ‍ ‌‍‍‌‌‍‌​​ ‌​ ‌‌‌‍​ ‌‍‌​‌‍​‍​ ​​‌‍​‍‌‍‌‌​ ‌​​‍ ‌​ ‌‌​ ​‌‌‍​ ‌‍‌​​‍ ‌​ ‌​​ ​‌‌‍​‍​ ‌​​‍ ‌‌‍​‍​ ‌‍​ ​‍​ ‍​​‍ ‌‌‍‌‍​ ​ ​ ‌‍​ ‌​​ ​ ​ ​‍​ ‌ ​ ‌ ​ ​‌‌‍​‌​ ‌ ‌‍‌‌​ ‍ ‌ ‌​‌ ‍‌‌ ​​‌‍‌‌​ ‌‌‍‍​‌‍ ‌ ‌​‌‍‌‌‌‍ ​‌​‌‍‌‍​‌‌ ​‌​ ‍ ‌ ​​‌‍​‌‌ ‌​‌‍‍​​ ‌‌ ​‌‌ ‌‌‌‍‌‌‌ ​ ‌ ‌​‌‍‍‌‌‍ ‌‍ ‍​ ‌‍​‍‌‍​‌‌ ​ ‌‍‌‌‌‌‌‌‌ ​‍‌‍ ​​ ‌‌‍‍​‌ ‌​‌ ‌​‌ ​​‌ ​ ​‍‌‌​ ​ ‌​​‌​‍‌‌​ ​‍‌​‌‍​‍‌‌​ ​‍‌​‌‍‌‍ ​​‍ ‌‌‍​‌‌‍ ‍‌‍‌​​‍ ‌‌ ​‍​‍ ‌‌‍‍​‌‍ ‌ ‌​‌‍‌‌‌‍ ​‌ ​ ​‍ ‌‌ ​ ‌ ‌​‌ ‌‌‌‍‌​‌‍‍‌‌‍ ​‍ ‍‌ ‌‍‌‍‌‌‌ ​‍‌‍​ ‌‍‌‌‌‍ ​​‍ ‍‌‍​‌‌ ​​‌ ​​​‍‌‍‌‍‍‌‌‍‌​​ ‌​ ‌‌‌‍​ ‌‍‌​‌‍​‍​ ​​‌‍​‍‌‍‌‌​ ‌​​‍ ‌​ ‌‌​ ​‌‌‍​ ‌‍‌​​‍ ‌​ ‌​​ ​‌‌‍​‍​ ‌​​‍ ‌‌‍​‍​ ‌‍​ ​‍​ ‍​​‍ ‌‌‍‌‍​ ​ ​ ‌‍​ ‌​​ ​ ​ ​‍​ ‌ ​ ‌ ​ ​‌‌‍​‌​ ‌ ‌‍‌‌​‍‌‍‌ ‌​‌ ‍‌‌ ​​‌‍‌‌​ ‌‌‍‍​‌‍ ‌ ‌​‌‍‌‌‌‍ ​‌​‌‍‌‍​‌‌ ​‌​‍‌‍‌ ​​‌‍​‌‌ ‌​‌‍‍​​ ‌‌ ​‌‌ ‌‌‌‍‌‌‌ ​ ‌ ‌​‌‍‍‌‌‍ ‌‍ ‍​‍‌‍‌ ​​‌‍‌‌‌ ​‍‌ ​ ‌ ​​‌‍‌‌‌‍​ ‌ ‌​‌‍‍‌‌ ‌‍‌‍‌‌​ ‌‌ ​​‌ ‌‌‌‍​‍‌‍ ​‌‍‍‌‌ ​ ‌‍‍​‌‍‌‌‌‍‌​​‍​‍‌ ‌
No. Amù está abierto tanto a huéspedes del hotel como a visitantes
externos. Todas las hamacas y camas balinesas están disponibles
bajo las mismas condiciones de reserva.​​​​‌ ‍ ​‍​‍‌‍ ‌ ​‍‌‍‍‌‌‍‌ ‌‍‍‌‌‍ ‍​‍​‍​ ‍‍​‍​‍‌ ​ ‌‍​‌‌‍ ‍‌‍‍‌‌ ‌​‌ ‍‌​‍ ‍‌‍‍‌‌‍ ​‍​‍​‍ ​​‍​‍‌‍‍​‌ ​‍‌‍‌‌‌‍‌‍​‍​‍​ ‍‍​‍​‍‌‍‍​‌ ‌​‌ ‌​‌ ​​‌ ​ ​ ‍‍​‍ ​‍ ‌‍ ​​‍ ‌‌‍​‌‌‍ ‍‌‍‌​​‍ ‌‌ ​‍​‍ ‌‌‍‍​‌‍ ‌ ‌​‌‍‌‌‌‍ ​‌ ​ ​‍ ‌‌ ​ ‌ ‌​‌ ‌‌‌‍‌​‌‍‍‌‌‍ ​‍ ‍‌ ‌‍‌‍‌‌‌ ​‍‌‍​ ‌‍‌‌‌‍ ​​‍ ‍‌‍​‌‌ ​​‌ ​​​‍ ‌‍‍‌‌‍ ‍‌ ‌​‌‍‌‌‌‍ ‍‌ ‌​​‍ ‌‍‌‌‌‍‌​‌‍‍‌‌ ‌​​‍ ‌‍ ‌‌‍ ‌‍‌​‌‍‌‌​ ‌‌ ​​‌ ​‍‌‍‌‌‌ ​ ‌‍‌‌‌‍ ‍‌ ‌​‌‍​‌‌ ‌​‌‍‍‌‌‍ ‌‍ ‍​ ‍ ‌‍‍‌‌‍‌​​ ‌​ ‌‌‌‍​ ‌‍‌​‌‍​‍​ ​​‌‍​‍‌‍‌‌​ ‌​​‍ ‌​ ‌‌​ ​‌‌‍​ ‌‍‌​​‍ ‌​ ‌​​ ​‌‌‍​‍​ ‌​​‍ ‌‌‍​‍​ ‌‍​ ​‍​ ‍​​‍ ‌‌‍‌‍​ ​ ​ ‌‍​ ‌​​ ​ ​ ​‍​ ‌ ​ ‌ ​ ​‌‌‍​‌​ ‌ ‌‍‌‌​ ‍ ‌ ‌​‌ ‍‌‌ ​​‌‍‌‌​ ‌‌‍‍​‌‍ ‌ ‌​‌‍‌‌‌‍ ​‌​‌‍‌‍​‌‌ ​‌​ ‍ ‌ ​​‌‍​‌‌ ‌​‌‍‍​​ ‌‌‍​‌‌‍ ‍‌ ​ ‌ ‌ ‌‍‌‌‌ ​‍​‍‌‌​ ‌‌‌​​‍‌‌ ‌‍‍ ‌‍‌‌‌ ‍‌​‍‌‌​ ​ ‌​‌​​‍‌‌​ ​ ‌​‌​​‍‌‌​ ​‍​ ​‍​ ‍​​ ​ ​ ​‍​ ​ ​ ​‌​ ​ ​ ​ ​ ‌‌‌‍‌‍​ ‌ ​ ​‌​ ‌ ​‍‌‌​ ​‍​ ​‍​‍‌‌​ ‌‌‌​‌​​‍ ‍‌‍​ ‌‍‍​‌‍‍‌‌‍ ​‌‍‌​‌ ​‍‌‍‌‌‌‍ ‍​‍‌‌​ ‌‌‌​​‍‌‌ ‌‍‍ ‌‍‌‌‌ ‍‌​‍‌‌​ ​ ‌​‌​​‍‌‌​ ​ ‌​‌​​‍‌‌​ ​‍​ ​‍‌‍‌‍‌‍​‍‌‍‌​​ ‌​​ ‍‌​ ‌‌​ ‌​​ ​‍‌‍​‌​ ​ ‌‍​‌‌‍‌​​‍‌‌​ ​‍​ ​‍​‍‌‌​ ‌‌‌​‌​​‍ ‍‌ ‌​‌‍‌‌‌ ‍​‌ ‌​​ ‌‍​‍‌‍​‌‌ ​ ‌‍‌‌‌‌‌‌‌ ​‍‌‍ ​​ ‌‌‍‍​‌ ‌​‌ ‌​‌ ​​‌ ​ ​‍‌‌​ ​ ‌​​‌​‍‌‌​ ​‍‌​‌‍​‍‌‌​ ​‍‌​‌‍‌‍ ​​‍ ‌‌‍​‌‌‍ ‍‌‍‌​​‍ ‌‌ ​‍​‍ ‌‌‍‍​‌‍ ‌ ‌​‌‍‌‌‌‍ ​‌ ​ ​‍ ‌‌ ​ ‌ ‌​‌ ‌‌‌‍‌​‌‍‍‌‌‍ ​‍ ‍‌ ‌‍‌‍‌‌‌ ​‍‌‍​ ‌‍‌‌‌‍ ​​‍ ‍‌‍​‌‌ ​​‌ ​​​‍‌‍‌‍‍‌‌‍‌​​ ‌​ ‌‌‌‍​ ‌‍‌​‌‍​‍​ ​​‌‍​‍‌‍‌‌​ ‌​​‍ ‌​ ‌‌​ ​‌‌‍​ ‌‍‌​​‍ ‌​ ‌​​ ​‌‌‍​‍​ ‌​​‍ ‌‌‍​‍​ ‌‍​ ​‍​ ‍​​‍ ‌‌‍‌‍​ ​ ​ ‌‍​ ‌​​ ​ ​ ​‍​ ‌ ​ ‌ ​ ​‌‌‍​‌​ ‌ ‌‍‌‌​‍‌‍‌ ‌​‌ ‍‌‌ ​​‌‍‌‌​ ‌‌‍‍​‌‍ ‌ ‌​‌‍‌‌‌‍ ​‌​‌‍‌‍​‌‌ ​‌​‍‌‍‌ ​​‌‍​‌‌ ‌​‌‍‍​​ ‌‌‍​‌‌‍ ‍‌ ​ ‌ ‌ ‌‍‌‌‌ ​‍​‍‌‌​ ‌‌‌​​‍‌‌ ‌‍‍ ‌‍‌‌‌ ‍‌​‍‌‌​ ​ ‌​‌​​‍‌‌​ ​ ‌​‌​​‍‌‌​ ​‍​ ​‍​ ‍​​ ​ ​ ​‍​ ​ ​ ​‌​ ​ ​ ​ ​ ‌‌‌‍‌‍​ ‌ ​ ​‌​ ‌ ​‍‌‌​ ​‍​ ​‍​‍‌‌​ ‌‌‌​‌​​‍ ‍‌‍​ ‌‍‍​‌‍‍‌‌‍ ​‌‍‌​‌ ​‍‌‍‌‌‌‍ ‍​‍‌‌​ ‌‌‌​​‍‌‌ ‌‍‍ ‌‍‌‌‌ ‍‌​‍‌‌​ ​ ‌​‌​​‍‌‌​ ​ ‌​‌​​‍‌‌​ ​‍​ ​‍‌‍‌‍‌‍​‍‌‍‌​​ ‌​​ ‍‌​ ‌‌​ ‌​​ ​‍‌‍​‌​ ​ ‌‍​‌‌‍‌​​‍‌‌​ ​‍​ ​‍​‍‌‌​ ‌‌‌​‌​​‍ ‍‌ ‌​‌‍‌‌‌ ‍​‌ ‌​​‍‌‍‌ ​​‌‍‌‌‌ ​‍‌ ​ ‌ ​​‌‍‌‌‌‍​ ‌ ‌​‌‍‍‌‌ ‌‍‌‍‌‌​ ‌‌ ​​‌ ‌‌‌‍​‍‌‍ ​‌‍‍‌‌ ​ ‌‍‍​‌‍‌‌‌‍‌​​‍​‍‌ ‌
¿Es necesario reservar una hamaca para comer en el restaurante de
Amù?​​​​‌ ‍ ​‍​‍‌‍ ‌ ​‍‌‍‍‌‌‍‌ ‌‍‍‌‌‍ ‍​‍​‍​ ‍‍​‍​‍‌ ​ ‌‍​‌‌‍ ‍‌‍‍‌‌ ‌​‌ ‍‌​‍ ‍‌‍‍‌‌‍ ​‍​‍​‍ ​​‍​‍‌‍‍​‌ ​‍‌‍‌‌‌‍‌‍​‍​‍​ ‍‍​‍​‍‌‍‍​‌ ‌​‌ ‌​‌ ​​‌ ​ ​ ‍‍​‍ ​‍ ‌‍ ​​‍ ‌‌‍​‌‌‍ ‍‌‍‌​​‍ ‌‌ ​‍​‍ ‌‌‍‍​‌‍ ‌ ‌​‌‍‌‌‌‍ ​‌ ​ ​‍ ‌‌ ​ ‌ ‌​‌ ‌‌‌‍‌​‌‍‍‌‌‍ ​‍ ‍‌ ‌‍‌‍‌‌‌ ​‍‌‍​ ‌‍‌‌‌‍ ​​‍ ‍‌‍​‌‌ ​​‌ ​​​‍ ‌‍‍‌‌‍ ‍‌ ‌​‌‍‌‌‌‍ ‍‌ ‌​​‍ ‌‍‌‌‌‍‌​‌‍‍‌‌ ‌​​‍ ‌‍ ‌‌‍ ‌‍‌​‌‍‌‌​ ‌‌ ​​‌ ​‍‌‍‌‌‌ ​ ‌‍‌‌‌‍ ‍‌ ‌​‌‍​‌‌ ‌​‌‍‍‌‌‍ ‌‍ ‍​ ‍ ‌‍‍‌‌‍‌​​ ‌‌‍‌‌‌‍​ ​ ‌‌‌‍‌‌‌‍​‌​ ‍​​ ​​​ ‍‌​‍ ‌‌‍​ ​ ​‍​ ‌‌​ ‌​​‍ ‌​ ‌​​ ‍‌‌‍‌‍​ ​​​‍ ‌‌‍​‌‌‍‌‌​ ‌‌‌‍‌‌​‍ ‌‌‍​‌‌‍‌‌​ ‌​​ ‍‌​ ‌‍‌‍​ ‌‍​ ​ ‌‍‌‍‌​‌‍​‍​ ‍​​ ​​​ ‍ ‌ ‌​‌ ‍‌‌ ​​‌‍‌‌​ ‌‌‍‍​‌‍ ‌ ‌​‌‍‌‌‌‍ ​‌​‌‍‌‍​‌‌ ​‌​ ‍ ‌ ​​‌‍​‌‌ ‌​‌‍‍​​ ‌‌ ​‌‌ ‌‌‌‍‌‌‌ ​ ‌ ‌​‌‍‍‌‌‍ ‌‍ ‍​ ‌‍​‍‌‍​‌‌ ​ ‌‍‌‌‌‌‌‌‌ ​‍‌‍ ​​ ‌‌‍‍​‌ ‌​‌ ‌​‌ ​​‌ ​ ​‍‌‌​ ​ ‌​​‌​‍‌‌​ ​‍‌​‌‍​‍‌‌​ ​‍‌​‌‍‌‍ ​​‍ ‌‌‍​‌‌‍ ‍‌‍‌​​‍ ‌‌ ​‍​‍ ‌‌‍‍​‌‍ ‌ ‌​‌‍‌‌‌‍ ​‌ ​ ​‍ ‌‌ ​ ‌ ‌​‌ ‌‌‌‍‌​‌‍‍‌‌‍ ​‍ ‍‌ ‌‍‌‍‌‌‌ ​‍‌‍​ ‌‍‌‌‌‍ ​​‍ ‍‌‍​‌‌ ​​‌ ​​​‍‌‍‌‍‍‌‌‍‌​​ ‌‌‍‌‌‌‍​ ​ ‌‌‌‍‌‌‌‍​‌​ ‍​​ ​​​ ‍‌​‍ ‌‌‍​ ​ ​‍​ ‌‌​ ‌​​‍ ‌​ ‌​​ ‍‌‌‍‌‍​ ​​​‍ ‌‌‍​‌‌‍‌‌​ ‌‌‌‍‌‌​‍ ‌‌‍​‌‌‍‌‌​ ‌​​ ‍‌​ ‌‍‌‍​ ‌‍​ ​ ‌‍‌‍‌​‌‍​‍​ ‍​​ ​​​‍‌‍‌ ‌​‌ ‍‌‌ ​​‌‍‌‌​ ‌‌‍‍​‌‍ ‌ ‌​‌‍‌‌‌‍ ​‌​‌‍‌‍​‌‌ ​‌​‍‌‍‌ ​​‌‍​‌‌ ‌​‌‍‍​​ ‌‌ ​‌‌ ‌‌‌‍‌‌‌ ​ ‌ ‌​‌‍‍‌‌‍ ‌‍ ‍​‍‌‍‌ ​​‌‍‌‌‌ ​‍‌ ​ ‌ ​​‌‍‌‌‌‍​ ‌ ‌​‌‍‍‌‌ ‌‍‌‍‌‌​ ‌‌ ​​‌ ‌‌‌‍​‍‌‍ ​‌‍‍‌‌ ​ ‌‍‍​‌‍‌‌‌‍‌​​‍​‍‌ ‌
No. El restaurante funciona de forma independiente al beach club,
por lo que puedes reservar mesa sin necesidad de contratar una
hamaca.​​​​‌ ‍ ​‍​‍‌‍ ‌ ​‍‌‍‍‌‌‍‌ ‌‍‍‌‌‍ ‍​‍​‍​ ‍‍​‍​‍‌ ​ ‌‍​‌‌‍ ‍‌‍‍‌‌ ‌​‌ ‍‌​‍ ‍‌‍‍‌‌‍ ​‍​‍​‍ ​​‍​‍‌‍‍​‌ ​‍‌‍‌‌‌‍‌‍​‍​‍​ ‍‍​‍​‍‌‍‍​‌ ‌​‌ ‌​‌ ​​‌ ​ ​ ‍‍​‍ ​‍ ‌‍ ​​‍ ‌‌‍​‌‌‍ ‍‌‍‌​​‍ ‌‌ ​‍​‍ ‌‌‍‍​‌‍ ‌ ‌​‌‍‌‌‌‍ ​‌ ​ ​‍ ‌‌ ​ ‌ ‌​‌ ‌‌‌‍‌​‌‍‍‌‌‍ ​‍ ‍‌ ‌‍‌‍‌‌‌ ​‍‌‍​ ‌‍‌‌‌‍ ​​‍ ‍‌‍​‌‌ ​​‌ ​​​‍ ‌‍‍‌‌‍ ‍‌ ‌​‌‍‌‌‌‍ ‍‌ ‌​​‍ ‌‍‌‌‌‍‌​‌‍‍‌‌ ‌​​‍ ‌‍ ‌‌‍ ‌‍‌​‌‍‌‌​ ‌‌ ​​‌ ​‍‌‍‌‌‌ ​ ‌‍‌‌‌‍ ‍‌ ‌​‌‍​‌‌ ‌​‌‍‍‌‌‍ ‌‍ ‍​ ‍ ‌‍‍‌‌‍‌​​ ‌‌‍‌‌‌‍​ ​ ‌‌‌‍‌‌‌‍​‌​ ‍​​ ​​​ ‍‌​‍ ‌‌‍​ ​ ​‍​ ‌‌​ ‌​​‍ ‌​ ‌​​ ‍‌‌‍‌‍​ ​​​‍ ‌‌‍​‌‌‍‌‌​ ‌‌‌‍‌‌​‍ ‌‌‍​‌‌‍‌‌​ ‌​​ ‍‌​ ‌‍‌‍​ ‌‍​ ​ ‌‍‌‍‌​‌‍​‍​ ‍​​ ​​​ ‍ ‌ ‌​‌ ‍‌‌ ​​‌‍‌‌​ ‌‌‍‍​‌‍ ‌ ‌​‌‍‌‌‌‍ ​‌​‌‍‌‍​‌‌ ​‌​ ‍ ‌ ​​‌‍​‌‌ ‌​‌‍‍​​ ‌‌‍​‌‌‍ ‍‌ ​ ‌ ‌ ‌‍‌‌‌ ​‍​‍‌‌​ ‌‌‌​​‍‌‌ ‌‍‍ ‌‍‌‌‌ ‍‌​‍‌‌​ ​ ‌​‌​​‍‌‌​ ​ ‌​‌​​‍‌‌​ ​‍​ ​‍​ ‍​​ ​ ​ ‍‌​ ​‍‌‍​‍‌‍​‌​ ‍​​ ​‌​ ‍​‌‍​ ‌‍‌‍​ ‌‍​‍‌‌​ ​‍​ ​‍​‍‌‌​ ‌‌‌​‌​​‍ ‍‌‍​ ‌‍‍​‌‍‍‌‌‍ ​‌‍‌​‌ ​‍‌‍‌‌‌‍ ‍​‍‌‌​ ‌‌‌​​‍‌‌ ‌‍‍ ‌‍‌‌‌ ‍‌​‍‌‌​ ​ ‌​‌​​‍‌‌​ ​ ‌​‌​​‍‌‌​ ​‍​ ​‍‌‍‌‍​ ‌‌‌‍​‌​ ​ ​ ​​‌‍‌​​ ​‍​ ‌ ‌‍​‌‌‍​ ‌‍​‌​ ‌‍​‍‌‌​ ​‍​ ​‍​‍‌‌​ ‌‌‌​‌​​‍ ‍‌ ‌​‌‍‌‌‌ ‍​‌ ‌​​ ‌‍​‍‌‍​‌‌ ​ ‌‍‌‌‌‌‌‌‌ ​‍‌‍ ​​ ‌‌‍‍​‌ ‌​‌ ‌​‌ ​​‌ ​ ​‍‌‌​ ​ ‌​​‌​‍‌‌​ ​‍‌​‌‍​‍‌‌​ ​‍‌​‌‍‌‍ ​​‍ ‌‌‍​‌‌‍ ‍‌‍‌​​‍ ‌‌ ​‍​‍ ‌‌‍‍​‌‍ ‌ ‌​‌‍‌‌‌‍ ​‌ ​ ​‍ ‌‌ ​ ‌ ‌​‌ ‌‌‌‍‌​‌‍‍‌‌‍ ​‍ ‍‌ ‌‍‌‍‌‌‌ ​‍‌‍​ ‌‍‌‌‌‍ ​​‍ ‍‌‍​‌‌ ​​‌ ​​​‍‌‍‌‍‍‌‌‍‌​​ ‌‌‍‌‌‌‍​ ​ ‌‌‌‍‌‌‌‍​‌​ ‍​​ ​​​ ‍‌​‍ ‌‌‍​ ​ ​‍​ ‌‌​ ‌​​‍ ‌​ ‌​​ ‍‌‌‍‌‍​ ​​​‍ ‌‌‍​‌‌‍‌‌​ ‌‌‌‍‌‌​‍ ‌‌‍​‌‌‍‌‌​ ‌​​ ‍‌​ ‌‍‌‍​ ‌‍​ ​ ‌‍‌‍‌​‌‍​‍​ ‍​​ ​​​‍‌‍‌ ‌​‌ ‍‌‌ ​​‌‍‌‌​ ‌‌‍‍​‌‍ ‌ ‌​‌‍‌‌‌‍ ​‌​‌‍‌‍​‌‌ ​‌​‍‌‍‌ ​​‌‍​‌‌ ‌​‌‍‍​​ ‌‌‍​‌‌‍ ‍‌ ​ ‌ ‌ ‌‍‌‌‌ ​‍​‍‌‌​ ‌‌‌​​‍‌‌ ‌‍‍ ‌‍‌‌‌ ‍‌​‍‌‌​ ​ ‌​‌​​‍‌‌​ ​ ‌​‌​​‍‌‌​ ​‍​ ​‍​ ‍​​ ​ ​ ‍‌​ ​‍‌‍​‍‌‍​‌​ ‍​​ ​‌​ ‍​‌‍​ ‌‍‌‍​ ‌‍​‍‌‌​ ​‍​ ​‍​‍‌‌​ ‌‌‌​‌​​‍ ‍‌‍​ ‌‍‍​‌‍‍‌‌‍ ​‌‍‌​‌ ​‍‌‍‌‌‌‍ ‍​‍‌‌​ ‌‌‌​​‍‌‌ ‌‍‍ ‌‍‌‌‌ ‍‌​‍‌‌​ ​ ‌​‌​​‍‌‌​ ​ ‌​‌​​‍‌‌​ ​‍​ ​‍‌‍‌‍​ ‌‌‌‍​‌​ ​ ​ ​​‌‍‌​​ ​‍​ ‌ ‌‍​‌‌‍​ ‌‍​‌​ ‌‍​‍‌‌​ ​‍​ ​‍​‍‌‌​ ‌‌‌​‌​​‍ ‍‌ ‌​‌‍‌‌‌ ‍​‌ ‌​​‍‌‍‌ ​​‌‍‌‌‌ ​‍‌ ​ ‌ ​​‌‍‌‌‌‍​ ‌ ‌​‌‍‍‌‌ ‌‍‌‍‌‌​ ‌‌ ​​‌ ‌‌‌‍​‍‌‍ ​‌‍‍‌‌ ​ ‌‍‍​‌‍‌‌‌‍‌​​‍​‍‌ ‌
¿Cuál es el horario de apertura?​​​​‌ ‍ ​‍​‍‌‍ ‌ ​‍‌‍‍‌‌‍‌ ‌‍‍‌‌‍ ‍​‍​‍​ ‍‍​‍​‍‌ ​ ‌‍​‌‌‍ ‍‌‍‍‌‌ ‌​‌ ‍‌​‍ ‍‌‍‍‌‌‍ ​‍​‍​‍ ​​‍​‍‌‍‍​‌ ​‍‌‍‌‌‌‍‌‍​‍​‍​ ‍‍​‍​‍‌‍‍​‌ ‌​‌ ‌​‌ ​​‌ ​ ​ ‍‍​‍ ​‍ ‌‍ ​​‍ ‌‌‍​‌‌‍ ‍‌‍‌​​‍ ‌‌ ​‍​‍ ‌‌‍‍​‌‍ ‌ ‌​‌‍‌‌‌‍ ​‌ ​ ​‍ ‌‌ ​ ‌ ‌​‌ ‌‌‌‍‌​‌‍‍‌‌‍ ​‍ ‍‌ ‌‍‌‍‌‌‌ ​‍‌‍​ ‌‍‌‌‌‍ ​​‍ ‍‌‍​‌‌ ​​‌ ​​​‍ ‌‍‍‌‌‍ ‍‌ ‌​‌‍‌‌‌‍ ‍‌ ‌​​‍ ‌‍‌‌‌‍‌​‌‍‍‌‌ ‌​​‍ ‌‍ ‌‌‍ ‌‍‌​‌‍‌‌​ ‌‌ ​​‌ ​‍‌‍‌‌‌ ​ ‌‍‌‌‌‍ ‍‌ ‌​‌‍​‌‌ ‌​‌‍‍‌‌‍ ‌‍ ‍​ ‍ ‌‍‍‌‌‍‌​​ ‌‌‍‌​​ ‌‍​ ‌​‌‍​‍​ ‌‌​ ‌​‌‍‌‌​ ‍‌​‍ ‌​ ​ ​ ​‌​ ​​‌‍​‌​‍ ‌​ ‌​‌‍‌‍‌‍​‌‌‍‌‍​‍ ‌​ ‍‌​ ​ ​ ‌‌​ ‌‌​‍ ‌​ ‌​‌‍‌‌​ ​ ​ ‌ ​ ​ ​ ‌​‌‍​ ​ ​‍‌‍​ ‌‍​‍​ ​‍‌‍‌‍​ ‍ ‌ ‌​‌ ‍‌‌ ​​‌‍‌‌​ ‌‌‍‍​‌‍ ‌ ‌​‌‍‌‌‌‍ ​‌​‌‍‌‍​‌‌ ​‌​ ‍ ‌ ​​‌‍​‌‌ ‌​‌‍‍​​ ‌‌ ​‌‌ ‌‌‌‍‌‌‌ ​ ‌ ‌​‌‍‍‌‌‍ ‌‍ ‍​ ‌‍​‍‌‍​‌‌ ​ ‌‍‌‌‌‌‌‌‌ ​‍‌‍ ​​ ‌‌‍‍​‌ ‌​‌ ‌​‌ ​​‌ ​ ​‍‌‌​ ​ ‌​​‌​‍‌‌​ ​‍‌​‌‍​‍‌‌​ ​‍‌​‌‍‌‍ ​​‍ ‌‌‍​‌‌‍ ‍‌‍‌​​‍ ‌‌ ​‍​‍ ‌‌‍‍​‌‍ ‌ ‌​‌‍‌‌‌‍ ​‌ ​ ​‍ ‌‌ ​ ‌ ‌​‌ ‌‌‌‍‌​‌‍‍‌‌‍ ​‍ ‍‌ ‌‍‌‍‌‌‌ ​‍‌‍​ ‌‍‌‌‌‍ ​​‍ ‍‌‍​‌‌ ​​‌ ​​​‍‌‍‌‍‍‌‌‍‌​​ ‌‌‍‌​​ ‌‍​ ‌​‌‍​‍​ ‌‌​ ‌​‌‍‌‌​ ‍‌​‍ ‌​ ​ ​ ​‌​ ​​‌‍​‌​‍ ‌​ ‌​‌‍‌‍‌‍​‌‌‍‌‍​‍ ‌​ ‍‌​ ​ ​ ‌‌​ ‌‌​‍ ‌​ ‌​‌‍‌‌​ ​ ​ ‌ ​ ​ ​ ‌​‌‍​ ​ ​‍‌‍​ ‌‍​‍​ ​‍‌‍‌‍​‍‌‍‌ ‌​‌ ‍‌‌ ​​‌‍‌‌​ ‌‌‍‍​‌‍ ‌ ‌​‌‍‌‌‌‍ ​‌​‌‍‌‍​‌‌ ​‌​‍‌‍‌ ​​‌‍​‌‌ ‌​‌‍‍​​ ‌‌ ​‌‌ ‌‌‌‍‌‌‌ ​ ‌ ‌​‌‍‍‌‌‍ ‌‍ ‍​‍‌‍‌ ​​‌‍‌‌‌ ​‍‌ ​ ‌ ​​‌‍‌‌‌‍​ ‌ ‌​‌‍‍‌‌ ‌‍‌‍‌‌​ ‌‌ ​​‌ ‌‌‌‍​‍‌‍ ​‌‍‍‌‌ ​ ‌‍‍​‌‍‌‌‌‍‌​​‍​‍‌ ‌
Amù abre de forma estacional. Te recomendamos consultar los
horarios actualizados en el momento de la reserva.​​​​‌ ‍ ​‍​‍‌‍ ‌ ​‍‌‍‍‌‌‍‌ ‌‍‍‌‌‍ ‍​‍​‍​ ‍‍​‍​‍‌ ​ ‌‍​‌‌‍ ‍‌‍‍‌‌ ‌​‌ ‍‌​‍ ‍‌‍‍‌‌‍ ​‍​‍​‍ ​​‍​‍‌‍‍​‌ ​‍‌‍‌‌‌‍‌‍​‍​‍​ ‍‍​‍​‍‌‍‍​‌ ‌​‌ ‌​‌ ​​‌ ​ ​ ‍‍​‍ ​‍ ‌‍ ​​‍ ‌‌‍​‌‌‍ ‍‌‍‌​​‍ ‌‌ ​‍​‍ ‌‌‍‍​‌‍ ‌ ‌​‌‍‌‌‌‍ ​‌ ​ ​‍ ‌‌ ​ ‌ ‌​‌ ‌‌‌‍‌​‌‍‍‌‌‍ ​‍ ‍‌ ‌‍‌‍‌‌‌ ​‍‌‍​ ‌‍‌‌‌‍ ​​‍ ‍‌‍​‌‌ ​​‌ ​​​‍ ‌‍‍‌‌‍ ‍‌ ‌​‌‍‌‌‌‍ ‍‌ ‌​​‍ ‌‍‌‌‌‍‌​‌‍‍‌‌ ‌​​‍ ‌‍ ‌‌‍ ‌‍‌​‌‍‌‌​ ‌‌ ​​‌ ​‍‌‍‌‌‌ ​ ‌‍‌‌‌‍ ‍‌ ‌​‌‍​‌‌ ‌​‌‍‍‌‌‍ ‌‍ ‍​ ‍ ‌‍‍‌‌‍‌​​ ‌‌‍‌​​ ‌‍​ ‌​‌‍​‍​ ‌‌​ ‌​‌‍‌‌​ ‍‌​‍ ‌​ ​ ​ ​‌​ ​​‌‍​‌​‍ ‌​ ‌​‌‍‌‍‌‍​‌‌‍‌‍​‍ ‌​ ‍‌​ ​ ​ ‌‌​ ‌‌​‍ ‌​ ‌​‌‍‌‌​ ​ ​ ‌ ​ ​ ​ ‌​‌‍​ ​ ​‍‌‍​ ‌‍​‍​ ​‍‌‍‌‍​ ‍ ‌ ‌​‌ ‍‌‌ ​​‌‍‌‌​ ‌‌‍‍​‌‍ ‌ ‌​‌‍‌‌‌‍ ​‌​‌‍‌‍​‌‌ ​‌​ ‍ ‌ ​​‌‍​‌‌ ‌​‌‍‍​​ ‌‌‍​‌‌‍ ‍‌ ​ ‌ ‌ ‌‍‌‌‌ ​‍​‍‌‌​ ‌‌‌​​‍‌‌ ‌‍‍ ‌‍‌‌‌ ‍‌​‍‌‌​ ​ ‌​‌​​‍‌‌​ ​ ‌​‌​​‍‌‌​ ​‍​ ​‍​ ‌​​ ‌​​ ‌‌‌‍‌‍‌‍‌​​ ‌ ‌‍​‍‌‍‌‍​ ​‍​ ‌​‌‍​‌​ ​​​‍‌‌​ ​‍​ ​‍​‍‌‌​ ‌‌‌​‌​​‍ ‍‌‍​ ‌‍‍​‌‍‍‌‌‍ ​‌‍‌​‌ ​‍‌‍‌‌‌‍ ‍​‍‌‌​ ‌‌‌​​‍‌‌ ‌‍‍ ‌‍‌‌‌ ‍‌​‍‌‌​ ​ ‌​‌​​‍‌‌​ ​ ‌​‌​​‍‌‌​ ​‍​ ​‍‌‍​ ‌‍‌‌​ ​​‌‍‌​​ ‌‌​ ​​‌‍‌‍​ ​​​ ​ ‌‍​‍​ ‌​​ ‌‌​‍‌‌​ ​‍​ ​‍​‍‌‌​ ‌‌‌​‌​​‍ ‍‌ ‌​‌‍‌‌‌ ‍​‌ ‌​​ ‌‍​‍‌‍​‌‌ ​ ‌‍‌‌‌‌‌‌‌ ​‍‌‍ ​​ ‌‌‍‍​‌ ‌​‌ ‌​‌ ​​‌ ​ ​‍‌‌​ ​ ‌​​‌​‍‌‌​ ​‍‌​‌‍​‍‌‌​ ​‍‌​‌‍‌‍ ​​‍ ‌‌‍​‌‌‍ ‍‌‍‌​​‍ ‌‌ ​‍​‍ ‌‌‍‍​‌‍ ‌ ‌​‌‍‌‌‌‍ ​‌ ​ ​‍ ‌‌ ​ ‌ ‌​‌ ‌‌‌‍‌​‌‍‍‌‌‍ ​‍ ‍‌ ‌‍‌‍‌‌‌ ​‍‌‍​ ‌‍‌‌‌‍ ​​‍ ‍‌‍​‌‌ ​​‌ ​​​‍‌‍‌‍‍‌‌‍‌​​ ‌‌‍‌​​ ‌‍​ ‌​‌‍​‍​ ‌‌​ ‌​‌‍‌‌​ ‍‌​‍ ‌​ ​ ​ ​‌​ ​​‌‍​‌​‍ ‌​ ‌​‌‍‌‍‌‍​‌‌‍‌‍​‍ ‌​ ‍‌​ ​ ​ ‌‌​ ‌‌​‍ ‌​ ‌​‌‍‌‌​ ​ ​ ‌ ​ ​ ​ ‌​‌‍​ ​ ​‍‌‍​ ‌‍​‍​ ​‍‌‍‌‍​‍‌‍‌ ‌​‌ ‍‌‌ ​​‌‍‌‌​ ‌‌‍‍​‌‍ ‌ ‌​‌‍‌‌‌‍ ​‌​‌‍‌‍​‌‌ ​‌​‍‌‍‌ ​​‌‍​‌‌ ‌​‌‍‍​​ ‌‌‍​‌‌‍ ‍‌ ​ ‌ ‌ ‌‍‌‌‌ ​‍​‍‌‌​ ‌‌‌​​‍‌‌ ‌‍‍ ‌‍‌‌‌ ‍‌​‍‌‌​ ​ ‌​‌​​‍‌‌​ ​ ‌​‌​​‍‌‌​ ​‍​ ​‍​ ‌​​ ‌​​ ‌‌‌‍‌‍‌‍‌​​ ‌ ‌‍​‍‌‍‌‍​ ​‍​ ‌​‌‍​‌​ ​​​‍‌‌​ ​‍​ ​‍​‍‌‌​ ‌‌‌​‌​​‍ ‍‌‍​ ‌‍‍​‌‍‍‌‌‍ ​‌‍‌​‌ ​‍‌‍‌‌‌‍ ‍​‍‌‌​ ‌‌‌​​‍‌‌ ‌‍‍ ‌‍‌‌‌ ‍‌​‍‌‌​ ​ ‌​‌​​‍‌‌​ ​ ‌​‌​​‍‌‌​ ​‍​ ​‍‌‍​ ‌‍‌‌​ ​​‌‍‌​​ ‌‌​ ​​‌‍‌‍​ ​​​ ​ ‌‍​‍​ ‌​​ ‌‌​‍‌‌​ ​‍​ ​‍​‍‌‌​ ‌‌‌​‌​​‍ ‍‌ ‌​‌‍‌‌‌ ‍​‌ ‌​​‍‌‍‌ ​​‌‍‌‌‌ ​‍‌ ​ ‌ ​​‌‍‌‌‌‍​ ‌ ‌​‌‍‍‌‌ ‌‍‌‍‌‌​ ‌‌ ​​‌ ‌‌‌‍​‍‌‍ ​‌‍‍‌‌ ​ ‌‍‍​‌‍‌‌‌‍‌​​‍​‍‌ ‌
Champneys Spa​​​​‌ ‍ ​‍​‍‌‍ ‌ ​‍‌‍‍‌‌‍‌ ‌‍‍‌‌‍ ‍​‍​‍​ ‍‍​‍​‍‌ ​ ‌‍​‌‌‍ ‍‌‍‍‌‌ ‌​‌ ‍‌​‍ ‍‌‍‍‌‌‍ ​‍​‍​‍ ​​‍​‍‌‍‍​‌ ​‍‌‍‌‌‌‍‌‍​‍​‍​ ‍‍​‍​‍‌‍‍​‌ ‌​‌ ‌​‌ ​​‌ ​ ​ ‍‍​‍ ​‍ ‌‍ ​​‍ ‌‌‍​‌‌‍ ‍‌‍‌​​‍ ‌‌ ​‍​‍ ‌‌‍‍​‌‍ ‌ ‌​‌‍‌‌‌‍ ​‌ ​ ​‍ ‌‌ ​ ‌ ‌​‌ ‌‌‌‍‌​‌‍‍‌‌‍ ​‍ ‍‌ ‌‍‌‍‌‌‌ ​‍‌‍​ ‌‍‌‌‌‍ ​​‍ ‍‌‍​‌‌ ​​‌ ​​​‍ ‌‍‍‌‌‍ ‍‌ ‌​‌‍‌‌‌‍ ‍‌ ‌​​‍ ‌‍‌‌‌‍‌​‌‍‍‌‌ ‌​​‍ ‌‍ ‌‌‍ ‌‍‌​‌‍‌‌​ ‌‌ ​​‌ ​‍‌‍‌‌‌ ​ ‌‍‌‌‌‍ ‍‌ ‌​‌‍​‌‌ ‌​‌‍‍‌‌‍ ‌‍ ‍​ ‍ ‌‍‍‌‌‍‌​​ ‌‌‍​‍‌‍‌‌‌‍​‍‌‍​ ​ ​​‌‍​ ​ ‌ ​ ‍‌​‍ ‌‌‍​‍‌‍​‌​ ‍‌​ ‌ ​‍ ‌​ ‌​​ ‌‌​ ​​​ ​‍​‍ ‌‌‍​‍​ ‌‌​ ‌​​ ‍​​‍ ‌​ ‍‌‌‍‌‌‌‍‌‌​ ​ ‌‍‌​​ ‌‌​ ‌ ​ ‌​‌‍‌‌‌‍​‌‌‍​‍​ ​‌​ ‍ ‌ ‌​‌ ‍‌‌ ​​‌‍‌‌​ ‌‌‍‍​‌‍ ‌ ‌​‌‍‌‌‌‍ ​‌‌​ ‌‍‍‌‌ ‌​‌‍‌‌‌‌​​‌‍​‌‌‍‌ ‌‍‌‌​ ‍ ‌ ​​‌‍​‌‌ ‌​‌‍‍​​ ‌‌ ​​‌‍​‌‌‍‌ ‌‍‌‌‌​​‍‌ ‌‌‌‍‍‌‌‍ ​‌‍‌​‌‍‌‌‌ ​‍​‍‌‌​ ‌‌‌​​‍‌‌ ‌‍‍ ‌‍‌‌‌ ‍‌​‍‌‌​ ​ ‌​‌​​‍‌‌​ ​ ‌​‌​​‍‌‌​ ​‍​ ​‍​ ‍​​ ‍​​ ‌‌​ ‌ ​ ‌‍‌‍​‍​ ‌​​ ‌‍​ ‌‍‌‍‌‍​ ‌‌‌‍‌​​‍‌‌​ ​‍​ ​‍​‍‌‌​ ‌‌‌​‌​​‍ ‍‌‍‌‍‌‍​‌‌ ​‌‌‌​ ‌‍‌‌‌‍​ ‌ ‌​‌‍‍‌‌‍ ‌‍ ‍‌ ​ ​‍‌‌​ ‌‌‌​​‍‌‌ ‌‍‍ ‌‍‌‌‌ ‍‌​‍‌‌​ ​ ‌​‌​​‍‌‌​ ​ ‌​‌​​‍‌‌​ ​‍​ ​‍‌‍‌‌​ ​ ​ ‍‌​ ‍​‌‍​ ​ ‌ ​ ‌‍‌‍‌​​ ​ ‌‍​ ‌‍​ ​ ​‍​‍‌‌​ ​‍​ ​‍​‍‌‌​ ‌‌‌​‌​​‍ ‍‌ ​ ‌‍‌‌‌‍​ ‌ ‌​‌‍‍‌‌‍ ‌‍ ‍‌‌‌​‌‍‍‌‌ ‌​‌‍ ​‌‍‌‌​ ‌‍​‍‌‍​‌‌ ​ ‌‍‌‌‌‌‌‌‌ ​‍‌‍ ​​ ‌‌‍‍​‌ ‌​‌ ‌​‌ ​​‌ ​ ​‍‌‌​ ​ ‌​​‌​‍‌‌​ ​‍‌​‌‍​‍‌‌​ ​‍‌​‌‍‌‍ ​​‍ ‌‌‍​‌‌‍ ‍‌‍‌​​‍ ‌‌ ​‍​‍ ‌‌‍‍​‌‍ ‌ ‌​‌‍‌‌‌‍ ​‌ ​ ​‍ ‌‌ ​ ‌ ‌​‌ ‌‌‌‍‌​‌‍‍‌‌‍ ​‍ ‍‌ ‌‍‌‍‌‌‌ ​‍‌‍​ ‌‍‌‌‌‍ ​​‍ ‍‌‍​‌‌ ​​‌ ​​​‍‌‍‌‍‍‌‌‍‌​​ ‌‌‍​‍‌‍‌‌‌‍​‍‌‍​ ​ ​​‌‍​ ​ ‌ ​ ‍‌​‍ ‌‌‍​‍‌‍​‌​ ‍‌​ ‌ ​‍ ‌​ ‌​​ ‌‌​ ​​​ ​‍​‍ ‌‌‍​‍​ ‌‌​ ‌​​ ‍​​‍ ‌​ ‍‌‌‍‌‌‌‍‌‌​ ​ ‌‍‌​​ ‌‌​ ‌ ​ ‌​‌‍‌‌‌‍​‌‌‍​‍​ ​‌​‍‌‍‌ ‌​‌ ‍‌‌ ​​‌‍‌‌​ ‌‌‍‍​‌‍ ‌ ‌​‌‍‌‌‌‍ ​‌‌​ ‌‍‍‌‌ ‌​‌‍‌‌‌‌​​‌‍​‌‌‍‌ ‌‍‌‌​‍‌‍‌ ​​‌‍​‌‌ ‌​‌‍‍​​ ‌‌ ​​‌‍​‌‌‍‌ ‌‍‌‌‌​​‍‌ ‌‌‌‍‍‌‌‍ ​‌‍‌​‌‍‌‌‌ ​‍​‍‌‌​ ‌‌‌​​‍‌‌ ‌‍‍ ‌‍‌‌‌ ‍‌​‍‌‌​ ​ ‌​‌​​‍‌‌​ ​ ‌​‌​​‍‌‌​ ​‍​ ​‍​ ‍​​ ‍​​ ‌‌​ ‌ ​ ‌‍‌‍​‍​ ‌​​ ‌‍​ ‌‍‌‍‌‍​ ‌‌‌‍‌​​‍‌‌​ ​‍​ ​‍​‍‌‌​ ‌‌‌​‌​​‍ ‍‌‍‌‍‌‍​‌‌ ​‌‌‌​ ‌‍‌‌‌‍​ ‌ ‌​‌‍‍‌‌‍ ‌‍ ‍‌ ​ ​‍‌‌​ ‌‌‌​​‍‌‌ ‌‍‍ ‌‍‌‌‌ ‍‌​‍‌‌​ ​ ‌​‌​​‍‌‌​ ​ ‌​‌​​‍‌‌​ ​‍​ ​‍‌‍‌‌​ ​ ​ ‍‌​ ‍​‌‍​ ​ ‌ ​ ‌‍‌‍‌​​ ​ ‌‍​ ‌‍​ ​ ​‍​‍‌‌​ ​‍​ ​‍​‍‌‌​ ‌‌‌​‌​​‍ ‍‌ ​ ‌‍‌‌‌‍​ ‌ ‌​‌‍‍‌‌‍ ‌‍ ‍‌‌‌​‌‍‍‌‌ ‌​‌‍ ​‌‍‌‌​‍‌‍‌ ​​‌‍‌‌‌ ​‍‌ ​ ‌ ​​‌‍‌‌‌‍​ ‌ ‌​‌‍‍‌‌ ‌‍‌‍‌‌​ ‌‌ ​​‌ ‌‌‌‍​‍‌‍ ​‌‍‍‌‌ ​ ‌‍‍​‌‍‌‌‌‍‌​​‍​‍‌ ‌
¿Es necesario reservar los tratamientos de spa con antelación?​​​​‌ ‍ ​‍​‍‌‍ ‌ ​‍‌‍‍‌‌‍‌ ‌‍‍‌‌‍ ‍​‍​‍​ ‍‍​‍​‍‌ ​ ‌‍​‌‌‍ ‍‌‍‍‌‌ ‌​‌ ‍‌​‍ ‍‌‍‍‌‌‍ ​‍​‍​‍ ​​‍​‍‌‍‍​‌ ​‍‌‍‌‌‌‍‌‍​‍​‍​ ‍‍​‍​‍‌‍‍​‌ ‌​‌ ‌​‌ ​​‌ ​ ​ ‍‍​‍ ​‍ ‌‍ ​​‍ ‌‌‍​‌‌‍ ‍‌‍‌​​‍ ‌‌ ​‍​‍ ‌‌‍‍​‌‍ ‌ ‌​‌‍‌‌‌‍ ​‌ ​ ​‍ ‌‌ ​ ‌ ‌​‌ ‌‌‌‍‌​‌‍‍‌‌‍ ​‍ ‍‌ ‌‍‌‍‌‌‌ ​‍‌‍​ ‌‍‌‌‌‍ ​​‍ ‍‌‍​‌‌ ​​‌ ​​​‍ ‌‍‍‌‌‍ ‍‌ ‌​‌‍‌‌‌‍ ‍‌ ‌​​‍ ‌‍‌‌‌‍‌​‌‍‍‌‌ ‌​​‍ ‌‍ ‌‌‍ ‌‍‌​‌‍‌‌​ ‌‌ ​​‌ ​‍‌‍‌‌‌ ​ ‌‍‌‌‌‍ ‍‌ ‌​‌‍​‌‌ ‌​‌‍‍‌‌‍ ‌‍ ‍​ ‍ ‌‍‍‌‌‍‌​​ ‌‌‍‌‌‌‍‌​​ ‌​‌‍‌‍​ ​‍​ ‌‌​ ‌​​ ‌​​‍ ‌​ ​ ​ ​‌​ ​‌​ ‍​​‍ ‌​ ‌​‌‍‌‍​ ​ ​ ​​​‍ ‌​ ‍‌‌‍‌‌‌‍​‍‌‍‌‌​‍ ‌‌‍‌‍‌‍​‍‌‍‌‍​ ‌‍​ ‌​​ ​‍​ ​‌‌‍‌‌​ ‌ ‌‍‌​‌‍​‌​ ‌​​ ‍ ‌ ‌​‌ ‍‌‌ ​​‌‍‌‌​ ‌‌‍‍​‌‍ ‌ ‌​‌‍‌‌‌‍ ​‌​‌‍‌‍​‌‌ ​‌​ ‍ ‌ ​​‌‍​‌‌ ‌​‌‍‍​​ ‌‌ ​‌‌ ‌‌‌‍‌‌‌ ​ ‌ ‌​‌‍‍‌‌‍ ‌‍ ‍​ ‌‍​‍‌‍​‌‌ ​ ‌‍‌‌‌‌‌‌‌ ​‍‌‍ ​​ ‌‌‍‍​‌ ‌​‌ ‌​‌ ​​‌ ​ ​‍‌‌​ ​ ‌​​‌​‍‌‌​ ​‍‌​‌‍​‍‌‌​ ​‍‌​‌‍‌‍ ​​‍ ‌‌‍​‌‌‍ ‍‌‍‌​​‍ ‌‌ ​‍​‍ ‌‌‍‍​‌‍ ‌ ‌​‌‍‌‌‌‍ ​‌ ​ ​‍ ‌‌ ​ ‌ ‌​‌ ‌‌‌‍‌​‌‍‍‌‌‍ ​‍ ‍‌ ‌‍‌‍‌‌‌ ​‍‌‍​ ‌‍‌‌‌‍ ​​‍ ‍‌‍​‌‌ ​​‌ ​​​‍‌‍‌‍‍‌‌‍‌​​ ‌‌‍‌‌‌‍‌​​ ‌​‌‍‌‍​ ​‍​ ‌‌​ ‌​​ ‌​​‍ ‌​ ​ ​ ​‌​ ​‌​ ‍​​‍ ‌​ ‌​‌‍‌‍​ ​ ​ ​​​‍ ‌​ ‍‌‌‍‌‌‌‍​‍‌‍‌‌​‍ ‌‌‍‌‍‌‍​‍‌‍‌‍​ ‌‍​ ‌​​ ​‍​ ​‌‌‍‌‌​ ‌ ‌‍‌​‌‍​‌​ ‌​​‍‌‍‌ ‌​‌ ‍‌‌ ​​‌‍‌‌​ ‌‌‍‍​‌‍ ‌ ‌​‌‍‌‌‌‍ ​‌​‌‍‌‍​‌‌ ​‌​‍‌‍‌ ​​‌‍​‌‌ ‌​‌‍‍​​ ‌‌ ​‌‌ ‌‌‌‍‌‌‌ ​ ‌ ‌​‌‍‍‌‌‍ ‌‍ ‍​‍‌‍‌ ​​‌‍‌‌‌ ​‍‌ ​ ‌ ​​‌‍‌‌‌‍​ ‌ ‌​‌‍‍‌‌ ‌‍‌‍‌‌​ ‌‌ ​​‌ ‌‌‌‍​‍‌‍ ​‌‍‍‌‌ ​ ‌‍‍​‌‍‌‌‌‍‌​​‍​‍‌ ‌
Sí. Todos los tratamientos y sesiones de spa deben reservarse con
antelación.​​​​‌ ‍ ​‍​‍‌‍ ‌ ​‍‌‍‍‌‌‍‌ ‌‍‍‌‌‍ ‍​‍​‍​ ‍‍​‍​‍‌ ​ ‌‍​‌‌‍ ‍‌‍‍‌‌ ‌​‌ ‍‌​‍ ‍‌‍‍‌‌‍ ​‍​‍​‍ ​​‍​‍‌‍‍​‌ ​‍‌‍‌‌‌‍‌‍​‍​‍​ ‍‍​‍​‍‌‍‍​‌ ‌​‌ ‌​‌ ​​‌ ​ ​ ‍‍​‍ ​‍ ‌‍ ​​‍ ‌‌‍​‌‌‍ ‍‌‍‌​​‍ ‌‌ ​‍​‍ ‌‌‍‍​‌‍ ‌ ‌​‌‍‌‌‌‍ ​‌ ​ ​‍ ‌‌ ​ ‌ ‌​‌ ‌‌‌‍‌​‌‍‍‌‌‍ ​‍ ‍‌ ‌‍‌‍‌‌‌ ​‍‌‍​ ‌‍‌‌‌‍ ​​‍ ‍‌‍​‌‌ ​​‌ ​​​‍ ‌‍‍‌‌‍ ‍‌ ‌​‌‍‌‌‌‍ ‍‌ ‌​​‍ ‌‍‌‌‌‍‌​‌‍‍‌‌ ‌​​‍ ‌‍ ‌‌‍ ‌‍‌​‌‍‌‌​ ‌‌ ​​‌ ​‍‌‍‌‌‌ ​ ‌‍‌‌‌‍ ‍‌ ‌​‌‍​‌‌ ‌​‌‍‍‌‌‍ ‌‍ ‍​ ‍ ‌‍‍‌‌‍‌​​ ‌‌‍‌‌‌‍‌​​ ‌​‌‍‌‍​ ​‍​ ‌‌​ ‌​​ ‌​​‍ ‌​ ​ ​ ​‌​ ​‌​ ‍​​‍ ‌​ ‌​‌‍‌‍​ ​ ​ ​​​‍ ‌​ ‍‌‌‍‌‌‌‍​‍‌‍‌‌​‍ ‌‌‍‌‍‌‍​‍‌‍‌‍​ ‌‍​ ‌​​ ​‍​ ​‌‌‍‌‌​ ‌ ‌‍‌​‌‍​‌​ ‌​​ ‍ ‌ ‌​‌ ‍‌‌ ​​‌‍‌‌​ ‌‌‍‍​‌‍ ‌ ‌​‌‍‌‌‌‍ ​‌​‌‍‌‍​‌‌ ​‌​ ‍ ‌ ​​‌‍​‌‌ ‌​‌‍‍​​ ‌‌‍​‌‌‍ ‍‌ ​ ‌ ‌ ‌‍‌‌‌ ​‍​‍‌‌​ ‌‌‌​​‍‌‌ ‌‍‍ ‌‍‌‌‌ ‍‌​‍‌‌​ ​ ‌​‌​​‍‌‌​ ​ ‌​‌​​‍‌‌​ ​‍​ ​‍​ ‌‍​ ‌ ​ ​ ​ ​​​ ‌‍‌‍​ ​ ‌‍​ ‌‍​ ‍‌​ ‌‌‌‍‌‌‌‍​‍​‍‌‌​ ​‍​ ​‍​‍‌‌​ ‌‌‌​‌​​‍ ‍‌‍​ ‌‍‍​‌‍‍‌‌‍ ​‌‍‌​‌ ​‍‌‍‌‌‌‍ ‍​‍‌‌​ ‌‌‌​​‍‌‌ ‌‍‍ ‌‍‌‌‌ ‍‌​‍‌‌​ ​ ‌​‌​​‍‌‌​ ​ ‌​‌​​‍‌‌​ ​‍​ ​‍​ ‌ ‌‍‌‌​ ​‍​ ​‍​ ‌‍‌‍​‍‌‍​‌‌‍‌‍​ ‌​​ ​​​ ​‍‌‍​ ​‍‌‌​ ​‍​ ​‍​‍‌‌​ ‌‌‌​‌​​‍ ‍‌ ‌​‌‍‌‌‌ ‍​‌ ‌​​ ‌‍​‍‌‍​‌‌ ​ ‌‍‌‌‌‌‌‌‌ ​‍‌‍ ​​ ‌‌‍‍​‌ ‌​‌ ‌​‌ ​​‌ ​ ​‍‌‌​ ​ ‌​​‌​‍‌‌​ ​‍‌​‌‍​‍‌‌​ ​‍‌​‌‍‌‍ ​​‍ ‌‌‍​‌‌‍ ‍‌‍‌​​‍ ‌‌ ​‍​‍ ‌‌‍‍​‌‍ ‌ ‌​‌‍‌‌‌‍ ​‌ ​ ​‍ ‌‌ ​ ‌ ‌​‌ ‌‌‌‍‌​‌‍‍‌‌‍ ​‍ ‍‌ ‌‍‌‍‌‌‌ ​‍‌‍​ ‌‍‌‌‌‍ ​​‍ ‍‌‍​‌‌ ​​‌ ​​​‍‌‍‌‍‍‌‌‍‌​​ ‌‌‍‌‌‌‍‌​​ ‌​‌‍‌‍​ ​‍​ ‌‌​ ‌​​ ‌​​‍ ‌​ ​ ​ ​‌​ ​‌​ ‍​​‍ ‌​ ‌​‌‍‌‍​ ​ ​ ​​​‍ ‌​ ‍‌‌‍‌‌‌‍​‍‌‍‌‌​‍ ‌‌‍‌‍‌‍​‍‌‍‌‍​ ‌‍​ ‌​​ ​‍​ ​‌‌‍‌‌​ ‌ ‌‍‌​‌‍​‌​ ‌​​‍‌‍‌ ‌​‌ ‍‌‌ ​​‌‍‌‌​ ‌‌‍‍​‌‍ ‌ ‌​‌‍‌‌‌‍ ​‌​‌‍‌‍​‌‌ ​‌​‍‌‍‌ ​​‌‍​‌‌ ‌​‌‍‍​​ ‌‌‍​‌‌‍ ‍‌ ​ ‌ ‌ ‌‍‌‌‌ ​‍​‍‌‌​ ‌‌‌​​‍‌‌ ‌‍‍ ‌‍‌‌‌ ‍‌​‍‌‌​ ​ ‌​‌​​‍‌‌​ ​ ‌​‌​​‍‌‌​ ​‍​ ​‍​ ‌‍​ ‌ ​ ​ ​ ​​​ ‌‍‌‍​ ​ ‌‍​ ‌‍​ ‍‌​ ‌‌‌‍‌‌‌‍​‍​‍‌‌​ ​‍​ ​‍​‍‌‌​ ‌‌‌​‌​​‍ ‍‌‍​ ‌‍‍​‌‍‍‌‌‍ ​‌‍‌​‌ ​‍‌‍‌‌‌‍ ‍​‍‌‌​ ‌‌‌​​‍‌‌ ‌‍‍ ‌‍‌‌‌ ‍‌​‍‌‌​ ​ ‌​‌​​‍‌‌​ ​ ‌​‌​​‍‌‌​ ​‍​ ​‍​ ‌ ‌‍‌‌​ ​‍​ ​‍​ ‌‍‌‍​‍‌‍​‌‌‍‌‍​ ‌​​ ​​​ ​‍‌‍​ ​‍‌‌​ ​‍​ ​‍​‍‌‌​ ‌‌‌​‌​​‍ ‍‌ ‌​‌‍‌‌‌ ‍​‌ ‌​​‍‌‍‌ ​​‌‍‌‌‌ ​‍‌ ​ ‌ ​​‌‍‌‌‌‍​ ‌ ‌​‌‍‍‌‌ ‌‍‌‍‌‌​ ‌‌ ​​‌ ‌‌‌‍​‍‌‍ ​‌‍‍‌‌ ​ ‌‍‍​‌‍‌‌‌‍‌​​‍​‍‌ ‌
¿Cuál es el horario de apertura del spa?​​​​‌ ‍ ​‍​‍‌‍ ‌ ​‍‌‍‍‌‌‍‌ ‌‍‍‌‌‍ ‍​‍​‍​ ‍‍​‍​‍‌ ​ ‌‍​‌‌‍ ‍‌‍‍‌‌ ‌​‌ ‍‌​‍ ‍‌‍‍‌‌‍ ​‍​‍​‍ ​​‍​‍‌‍‍​‌ ​‍‌‍‌‌‌‍‌‍​‍​‍​ ‍‍​‍​‍‌‍‍​‌ ‌​‌ ‌​‌ ​​‌ ​ ​ ‍‍​‍ ​‍ ‌‍ ​​‍ ‌‌‍​‌‌‍ ‍‌‍‌​​‍ ‌‌ ​‍​‍ ‌‌‍‍​‌‍ ‌ ‌​‌‍‌‌‌‍ ​‌ ​ ​‍ ‌‌ ​ ‌ ‌​‌ ‌‌‌‍‌​‌‍‍‌‌‍ ​‍ ‍‌ ‌‍‌‍‌‌‌ ​‍‌‍​ ‌‍‌‌‌‍ ​​‍ ‍‌‍​‌‌ ​​‌ ​​​‍ ‌‍‍‌‌‍ ‍‌ ‌​‌‍‌‌‌‍ ‍‌ ‌​​‍ ‌‍‌‌‌‍‌​‌‍‍‌‌ ‌​​‍ ‌‍ ‌‌‍ ‌‍‌​‌‍‌‌​ ‌‌ ​​‌ ​‍‌‍‌‌‌ ​ ‌‍‌‌‌‍ ‍‌ ‌​‌‍​‌‌ ‌​‌‍‍‌‌‍ ‌‍ ‍​ ‍ ‌‍‍‌‌‍‌​​ ‌‌‍‌‍​ ‌ ​ ‌‌​ ​‍​ ‍​‌‍​‌​ ‌‌‌‍​‍​‍ ‌​ ​ ​ ‌‌​ ​ ​ ‍​​‍ ‌​ ‌​​ ‍‌​ ‍​​ ‍‌​‍ ‌​ ‍‌​ ‌​​ ‌‍​ ‍‌​‍ ‌​ ‌‍​ ‌‌‌‍‌‍​ ‍‌​ ‌​​ ‍‌​ ​‍‌‍‌‌‌‍​‌​ ​​‌‍‌‍‌‍‌​​ ‍ ‌ ‌​‌ ‍‌‌ ​​‌‍‌‌​ ‌‌‍‍​‌‍ ‌ ‌​‌‍‌‌‌‍ ​‌​‌‍‌‍​‌‌ ​‌​ ‍ ‌ ​​‌‍​‌‌ ‌​‌‍‍​​ ‌‌ ​‌‌ ‌‌‌‍‌‌‌ ​ ‌ ‌​‌‍‍‌‌‍ ‌‍ ‍​ ‌‍​‍‌‍​‌‌ ​ ‌‍‌‌‌‌‌‌‌ ​‍‌‍ ​​ ‌‌‍‍​‌ ‌​‌ ‌​‌ ​​‌ ​ ​‍‌‌​ ​ ‌​​‌​‍‌‌​ ​‍‌​‌‍​‍‌‌​ ​‍‌​‌‍‌‍ ​​‍ ‌‌‍​‌‌‍ ‍‌‍‌​​‍ ‌‌ ​‍​‍ ‌‌‍‍​‌‍ ‌ ‌​‌‍‌‌‌‍ ​‌ ​ ​‍ ‌‌ ​ ‌ ‌​‌ ‌‌‌‍‌​‌‍‍‌‌‍ ​‍ ‍‌ ‌‍‌‍‌‌‌ ​‍‌‍​ ‌‍‌‌‌‍ ​​‍ ‍‌‍​‌‌ ​​‌ ​​​‍‌‍‌‍‍‌‌‍‌​​ ‌‌‍‌‍​ ‌ ​ ‌‌​ ​‍​ ‍​‌‍​‌​ ‌‌‌‍​‍​‍ ‌​ ​ ​ ‌‌​ ​ ​ ‍​​‍ ‌​ ‌​​ ‍‌​ ‍​​ ‍‌​‍ ‌​ ‍‌​ ‌​​ ‌‍​ ‍‌​‍ ‌​ ‌‍​ ‌‌‌‍‌‍​ ‍‌​ ‌​​ ‍‌​ ​‍‌‍‌‌‌‍​‌​ ​​‌‍‌‍‌‍‌​​‍‌‍‌ ‌​‌ ‍‌‌ ​​‌‍‌‌​ ‌‌‍‍​‌‍ ‌ ‌​‌‍‌‌‌‍ ​‌​‌‍‌‍​‌‌ ​‌​‍‌‍‌ ​​‌‍​‌‌ ‌​‌‍‍​​ ‌‌ ​‌‌ ‌‌‌‍‌‌‌ ​ ‌ ‌​‌‍‍‌‌‍ ‌‍ ‍​‍‌‍‌ ​​‌‍‌‌‌ ​‍‌ ​ ‌ ​​‌‍‌‌‌‍​ ‌ ‌​‌‍‍‌‌ ‌‍‌‍‌‌​ ‌‌ ​​‌ ‌‌‌‍​‍‌‍ ​‌‍‍‌‌ ​ ‌‍‍​‌‍‌‌‌‍‌​​‍​‍‌ ‌
El spa abre de 9:30 a 20:00.​​​​‌ ‍ ​‍​‍‌‍ ‌ ​‍‌‍‍‌‌‍‌ ‌‍‍‌‌‍ ‍​‍​‍​ ‍‍​‍​‍‌ ​ ‌‍​‌‌‍ ‍‌‍‍‌‌ ‌​‌ ‍‌​‍ ‍‌‍‍‌‌‍ ​‍​‍​‍ ​​‍​‍‌‍‍​‌ ​‍‌‍‌‌‌‍‌‍​‍​‍​ ‍‍​‍​‍‌‍‍​‌ ‌​‌ ‌​‌ ​​‌ ​ ​ ‍‍​‍ ​‍ ‌‍ ​​‍ ‌‌‍​‌‌‍ ‍‌‍‌​​‍ ‌‌ ​‍​‍ ‌‌‍‍​‌‍ ‌ ‌​‌‍‌‌‌‍ ​‌ ​ ​‍ ‌‌ ​ ‌ ‌​‌ ‌‌‌‍‌​‌‍‍‌‌‍ ​‍ ‍‌ ‌‍‌‍‌‌‌ ​‍‌‍​ ‌‍‌‌‌‍ ​​‍ ‍‌‍​‌‌ ​​‌ ​​​‍ ‌‍‍‌‌‍ ‍‌ ‌​‌‍‌‌‌‍ ‍‌ ‌​​‍ ‌‍‌‌‌‍‌​‌‍‍‌‌ ‌​​‍ ‌‍ ‌‌‍ ‌‍‌​‌‍‌‌​ ‌‌ ​​‌ ​‍‌‍‌‌‌ ​ ‌‍‌‌‌‍ ‍‌ ‌​‌‍​‌‌ ‌​‌‍‍‌‌‍ ‌‍ ‍​ ‍ ‌‍‍‌‌‍‌​​ ‌‌‍‌‍​ ‌ ​ ‌‌​ ​‍​ ‍​‌‍​‌​ ‌‌‌‍​‍​‍ ‌​ ​ ​ ‌‌​ ​ ​ ‍​​‍ ‌​ ‌​​ ‍‌​ ‍​​ ‍‌​‍ ‌​ ‍‌​ ‌​​ ‌‍​ ‍‌​‍ ‌​ ‌‍​ ‌‌‌‍‌‍​ ‍‌​ ‌​​ ‍‌​ ​‍‌‍‌‌‌‍​‌​ ​​‌‍‌‍‌‍‌​​ ‍ ‌ ‌​‌ ‍‌‌ ​​‌‍‌‌​ ‌‌‍‍​‌‍ ‌ ‌​‌‍‌‌‌‍ ​‌​‌‍‌‍​‌‌ ​‌​ ‍ ‌ ​​‌‍​‌‌ ‌​‌‍‍​​ ‌‌‍​‌‌‍ ‍‌ ​ ‌ ‌ ‌‍‌‌‌ ​‍​‍‌‌​ ‌‌‌​​‍‌‌ ‌‍‍ ‌‍‌‌‌ ‍‌​‍‌‌​ ​ ‌​‌​​‍‌‌​ ​ ‌​‌​​‍‌‌​ ​‍​ ​‍‌‍‌‌‌‍‌‌​ ‍‌‌‍​‍​ ​ ​ ‌ ​ ‌‍​ ‌‍​ ‌‍​ ‌​​ ​‌​ ‌ ​‍‌‌​ ​‍​ ​‍​‍‌‌​ ‌‌‌​‌​​‍ ‍‌‍​ ‌‍‍​‌‍‍‌‌‍ ​‌‍‌​‌ ​‍‌‍‌‌‌‍ ‍​‍‌‌​ ‌‌‌​​‍‌‌ ‌‍‍ ‌‍‌‌‌ ‍‌​‍‌‌​ ​ ‌​‌​​‍‌‌​ ​ ‌​‌​​‍‌‌​ ​‍​ ​‍‌‍​‌​ ​ ​ ​‌‌‍‌‍‌‍‌‍​ ‌‌‌‍​‌​ ‌‍​ ‌​​ ‌​‌‍​ ​ ​​​‍‌‌​ ​‍​ ​‍​‍‌‌​ ‌‌‌​‌​​‍ ‍‌ ‌​‌‍‌‌‌ ‍​‌ ‌​​ ‌‍​‍‌‍​‌‌ ​ ‌‍‌‌‌‌‌‌‌ ​‍‌‍ ​​ ‌‌‍‍​‌ ‌​‌ ‌​‌ ​​‌ ​ ​‍‌‌​ ​ ‌​​‌​‍‌‌​ ​‍‌​‌‍​‍‌‌​ ​‍‌​‌‍‌‍ ​​‍ ‌‌‍​‌‌‍ ‍‌‍‌​​‍ ‌‌ ​‍​‍ ‌‌‍‍​‌‍ ‌ ‌​‌‍‌‌‌‍ ​‌ ​ ​‍ ‌‌ ​ ‌ ‌​‌ ‌‌‌‍‌​‌‍‍‌‌‍ ​‍ ‍‌ ‌‍‌‍‌‌‌ ​‍‌‍​ ‌‍‌‌‌‍ ​​‍ ‍‌‍​‌‌ ​​‌ ​​​‍‌‍‌‍‍‌‌‍‌​​ ‌‌‍‌‍​ ‌ ​ ‌‌​ ​‍​ ‍​‌‍​‌​ ‌‌‌‍​‍​‍ ‌​ ​ ​ ‌‌​ ​ ​ ‍​​‍ ‌​ ‌​​ ‍‌​ ‍​​ ‍‌​‍ ‌​ ‍‌​ ‌​​ ‌‍​ ‍‌​‍ ‌​ ‌‍​ ‌‌‌‍‌‍​ ‍‌​ ‌​​ ‍‌​ ​‍‌‍‌‌‌‍​‌​ ​​‌‍‌‍‌‍‌​​‍‌‍‌ ‌​‌ ‍‌‌ ​​‌‍‌‌​ ‌‌‍‍​‌‍ ‌ ‌​‌‍‌‌‌‍ ​‌​‌‍‌‍​‌‌ ​‌​‍‌‍‌ ​​‌‍​‌‌ ‌​‌‍‍​​ ‌‌‍​‌‌‍ ‍‌ ​ ‌ ‌ ‌‍‌‌‌ ​‍​‍‌‌​ ‌‌‌​​‍‌‌ ‌‍‍ ‌‍‌‌‌ ‍‌​‍‌‌​ ​ ‌​‌​​‍‌‌​ ​ ‌​‌​​‍‌‌​ ​‍​ ​‍‌‍‌‌‌‍‌‌​ ‍‌‌‍​‍​ ​ ​ ‌ ​ ‌‍​ ‌‍​ ‌‍​ ‌​​ ​‌​ ‌ ​‍‌‌​ ​‍​ ​‍​‍‌‌​ ‌‌‌​‌​​‍ ‍‌‍​ ‌‍‍​‌‍‍‌‌‍ ​‌‍‌​‌ ​‍‌‍‌‌‌‍ ‍​‍‌‌​ ‌‌‌​​‍‌‌ ‌‍‍ ‌‍‌‌‌ ‍‌​‍‌‌​ ​ ‌​‌​​‍‌‌​ ​ ‌​‌​​‍‌‌​ ​‍​ ​‍‌‍​‌​ ​ ​ ​‌‌‍‌‍‌‍‌‍​ ‌‌‌‍​‌​ ‌‍​ ‌​​ ‌​‌‍​ ​ ​​​‍‌‌​ ​‍​ ​‍​‍‌‌​ ‌‌‌​‌​​‍ ‍‌ ‌​‌‍‌‌‌ ‍​‌ ‌​​‍‌‍‌ ​​‌‍‌‌‌ ​‍‌ ​ ‌ ​​‌‍‌‌‌‍​ ‌ ‌​‌‍‍‌‌ ‌‍‌‍‌‌​ ‌‌ ​​‌ ‌‌‌‍​‍‌‍ ​‌‍‍‌‌ ​ ‌‍‍​‌‍‌‌‌‍‌​​‍​‍‌ ‌
¿El spa está abierto a clientes que no se alojan en el hotel?​​​​‌ ‍ ​‍​‍‌‍ ‌ ​‍‌‍‍‌‌‍‌ ‌‍‍‌‌‍ ‍​‍​‍​ ‍‍​‍​‍‌ ​ ‌‍​‌‌‍ ‍‌‍‍‌‌ ‌​‌ ‍‌​‍ ‍‌‍‍‌‌‍ ​‍​‍​‍ ​​‍​‍‌‍‍​‌ ​‍‌‍‌‌‌‍‌‍​‍​‍​ ‍‍​‍​‍‌‍‍​‌ ‌​‌ ‌​‌ ​​‌ ​ ​ ‍‍​‍ ​‍ ‌‍ ​​‍ ‌‌‍​‌‌‍ ‍‌‍‌​​‍ ‌‌ ​‍​‍ ‌‌‍‍​‌‍ ‌ ‌​‌‍‌‌‌‍ ​‌ ​ ​‍ ‌‌ ​ ‌ ‌​‌ ‌‌‌‍‌​‌‍‍‌‌‍ ​‍ ‍‌ ‌‍‌‍‌‌‌ ​‍‌‍​ ‌‍‌‌‌‍ ​​‍ ‍‌‍​‌‌ ​​‌ ​​​‍ ‌‍‍‌‌‍ ‍‌ ‌​‌‍‌‌‌‍ ‍‌ ‌​​‍ ‌‍‌‌‌‍‌​‌‍‍‌‌ ‌​​‍ ‌‍ ‌‌‍ ‌‍‌​‌‍‌‌​ ‌‌ ​​‌ ​‍‌‍‌‌‌ ​ ‌‍‌‌‌‍ ‍‌ ‌​‌‍​‌‌ ‌​‌‍‍‌‌‍ ‌‍ ‍​ ‍ ‌‍‍‌‌‍‌​​ ‌​ ​ ‌‍‌‍​ ​ ​ ​​​ ‍‌​ ​ ​ ‌‌​ ‍​​‍ ‌​ ​‌​ ​ ‌‍​ ‌‍​ ​‍ ‌​ ‌​​ ‌​​ ‌‍​ ​‍​‍ ‌​ ‍​​ ‌‍​ ‍​‌‍‌‍​‍ ‌​ ‌‌‌‍​ ​ ‌​​ ​‌​ ‌​‌‍‌​​ ‌‌‌‍‌‌‌‍‌‌​ ​‌​ ‌ ​ ​​​ ‍ ‌ ‌​‌ ‍‌‌ ​​‌‍‌‌​ ‌‌‍‍​‌‍ ‌ ‌​‌‍‌‌‌‍ ​‌​‌‍‌‍​‌‌ ​‌​ ‍ ‌ ​​‌‍​‌‌ ‌​‌‍‍​​ ‌‌ ​‌‌ ‌‌‌‍‌‌‌ ​ ‌ ‌​‌‍‍‌‌‍ ‌‍ ‍​ ‌‍​‍‌‍​‌‌ ​ ‌‍‌‌‌‌‌‌‌ ​‍‌‍ ​​ ‌‌‍‍​‌ ‌​‌ ‌​‌ ​​‌ ​ ​‍‌‌​ ​ ‌​​‌​‍‌‌​ ​‍‌​‌‍​‍‌‌​ ​‍‌​‌‍‌‍ ​​‍ ‌‌‍​‌‌‍ ‍‌‍‌​​‍ ‌‌ ​‍​‍ ‌‌‍‍​‌‍ ‌ ‌​‌‍‌‌‌‍ ​‌ ​ ​‍ ‌‌ ​ ‌ ‌​‌ ‌‌‌‍‌​‌‍‍‌‌‍ ​‍ ‍‌ ‌‍‌‍‌‌‌ ​‍‌‍​ ‌‍‌‌‌‍ ​​‍ ‍‌‍​‌‌ ​​‌ ​​​‍‌‍‌‍‍‌‌‍‌​​ ‌​ ​ ‌‍‌‍​ ​ ​ ​​​ ‍‌​ ​ ​ ‌‌​ ‍​​‍ ‌​ ​‌​ ​ ‌‍​ ‌‍​ ​‍ ‌​ ‌​​ ‌​​ ‌‍​ ​‍​‍ ‌​ ‍​​ ‌‍​ ‍​‌‍‌‍​‍ ‌​ ‌‌‌‍​ ​ ‌​​ ​‌​ ‌​‌‍‌​​ ‌‌‌‍‌‌‌‍‌‌​ ​‌​ ‌ ​ ​​​‍‌‍‌ ‌​‌ ‍‌‌ ​​‌‍‌‌​ ‌‌‍‍​‌‍ ‌ ‌​‌‍‌‌‌‍ ​‌​‌‍‌‍​‌‌ ​‌​‍‌‍‌ ​​‌‍​‌‌ ‌​‌‍‍​​ ‌‌ ​‌‌ ‌‌‌‍‌‌‌ ​ ‌ ‌​‌‍‍‌‌‍ ‌‍ ‍​‍‌‍‌ ​​‌‍‌‌‌ ​‍‌ ​ ‌ ​​‌‍‌‌‌‍​ ‌ ‌​‌‍‍‌‌ ‌‍‌‍‌‌​ ‌‌ ​​‌ ‌‌‌‍​‍‌‍ ​‌‍‍‌‌ ​ ‌‍‍​‌‍‌‌‌‍‌​​‍​‍‌ ‌
Sí. El spa está abierto tanto a huéspedes del hotel como a visitantes
externos.​​​​‌ ‍ ​‍​‍‌‍ ‌ ​‍‌‍‍‌‌‍‌ ‌‍‍‌‌‍ ‍​‍​‍​ ‍‍​‍​‍‌ ​ ‌‍​‌‌‍ ‍‌‍‍‌‌ ‌​‌ ‍‌​‍ ‍‌‍‍‌‌‍ ​‍​‍​‍ ​​‍​‍‌‍‍​‌ ​‍‌‍‌‌‌‍‌‍​‍​‍​ ‍‍​‍​‍‌‍‍​‌ ‌​‌ ‌​‌ ​​‌ ​ ​ ‍‍​‍ ​‍ ‌‍ ​​‍ ‌‌‍​‌‌‍ ‍‌‍‌​​‍ ‌‌ ​‍​‍ ‌‌‍‍​‌‍ ‌ ‌​‌‍‌‌‌‍ ​‌ ​ ​‍ ‌‌ ​ ‌ ‌​‌ ‌‌‌‍‌​‌‍‍‌‌‍ ​‍ ‍‌ ‌‍‌‍‌‌‌ ​‍‌‍​ ‌‍‌‌‌‍ ​​‍ ‍‌‍​‌‌ ​​‌ ​​​‍ ‌‍‍‌‌‍ ‍‌ ‌​‌‍‌‌‌‍ ‍‌ ‌​​‍ ‌‍‌‌‌‍‌​‌‍‍‌‌ ‌​​‍ ‌‍ ‌‌‍ ‌‍‌​‌‍‌‌​ ‌‌ ​​‌ ​‍‌‍‌‌‌ ​ ‌‍‌‌‌‍ ‍‌ ‌​‌‍​‌‌ ‌​‌‍‍‌‌‍ ‌‍ ‍​ ‍ ‌‍‍‌‌‍‌​​ ‌​ ​ ‌‍‌‍​ ​ ​ ​​​ ‍‌​ ​ ​ ‌‌​ ‍​​‍ ‌​ ​‌​ ​ ‌‍​ ‌‍​ ​‍ ‌​ ‌​​ ‌​​ ‌‍​ ​‍​‍ ‌​ ‍​​ ‌‍​ ‍​‌‍‌‍​‍ ‌​ ‌‌‌‍​ ​ ‌​​ ​‌​ ‌​‌‍‌​​ ‌‌‌‍‌‌‌‍‌‌​ ​‌​ ‌ ​ ​​​ ‍ ‌ ‌​‌ ‍‌‌ ​​‌‍‌‌​ ‌‌‍‍​‌‍ ‌ ‌​‌‍‌‌‌‍ ​‌​‌‍‌‍​‌‌ ​‌​ ‍ ‌ ​​‌‍​‌‌ ‌​‌‍‍​​ ‌‌‍​‌‌‍ ‍‌ ​ ‌ ‌ ‌‍‌‌‌ ​‍​‍‌‌​ ‌‌‌​​‍‌‌ ‌‍‍ ‌‍‌‌‌ ‍‌​‍‌‌​ ​ ‌​‌​​‍‌‌​ ​ ‌​‌​​‍‌‌​ ​‍​ ​‍​ ​‌​ ‍​​ ‍‌​ ‌​​ ‌​‌‍​‍‌‍‌​‌‍‌‌‌‍‌‌‌‍‌‍‌‍‌‌​ ‌​​‍‌‌​ ​‍​ ​‍​‍‌‌​ ‌‌‌​‌​​‍ ‍‌‍​ ‌‍‍​‌‍‍‌‌‍ ​‌‍‌​‌ ​‍‌‍‌‌‌‍ ‍​‍‌‌​ ‌‌‌​​‍‌‌ ‌‍‍ ‌‍‌‌‌ ‍‌​‍‌‌​ ​ ‌​‌​​‍‌‌​ ​ ‌​‌​​‍‌‌​ ​‍​ ​‍‌‍​ ​ ​‌‌‍‌​‌‍​ ​ ​‌​ ‌ ‌‍​‌​ ‌‍‌‍​‌‌‍​ ‌‍‌‍‌‍​‌​‍‌‌​ ​‍​ ​‍​‍‌‌​ ‌‌‌​‌​​‍ ‍‌ ‌​‌‍‌‌‌ ‍​‌ ‌​​ ‌‍​‍‌‍​‌‌ ​ ‌‍‌‌‌‌‌‌‌ ​‍‌‍ ​​ ‌‌‍‍​‌ ‌​‌ ‌​‌ ​​‌ ​ ​‍‌‌​ ​ ‌​​‌​‍‌‌​ ​‍‌​‌‍​‍‌‌​ ​‍‌​‌‍‌‍ ​​‍ ‌‌‍​‌‌‍ ‍‌‍‌​​‍ ‌‌ ​‍​‍ ‌‌‍‍​‌‍ ‌ ‌​‌‍‌‌‌‍ ​‌ ​ ​‍ ‌‌ ​ ‌ ‌​‌ ‌‌‌‍‌​‌‍‍‌‌‍ ​‍ ‍‌ ‌‍‌‍‌‌‌ ​‍‌‍​ ‌‍‌‌‌‍ ​​‍ ‍‌‍​‌‌ ​​‌ ​​​‍‌‍‌‍‍‌‌‍‌​​ ‌​ ​ ‌‍‌‍​ ​ ​ ​​​ ‍‌​ ​ ​ ‌‌​ ‍​​‍ ‌​ ​‌​ ​ ‌‍​ ‌‍​ ​‍ ‌​ ‌​​ ‌​​ ‌‍​ ​‍​‍ ‌​ ‍​​ ‌‍​ ‍​‌‍‌‍​‍ ‌​ ‌‌‌‍​ ​ ‌​​ ​‌​ ‌​‌‍‌​​ ‌‌‌‍‌‌‌‍‌‌​ ​‌​ ‌ ​ ​​​‍‌‍‌ ‌​‌ ‍‌‌ ​​‌‍‌‌​ ‌‌‍‍​‌‍ ‌ ‌​‌‍‌‌‌‍ ​‌​‌‍‌‍​‌‌ ​‌​‍‌‍‌ ​​‌‍​‌‌ ‌​‌‍‍​​ ‌‌‍​‌‌‍ ‍‌ ​ ‌ ‌ ‌‍‌‌‌ ​‍​‍‌‌​ ‌‌‌​​‍‌‌ ‌‍‍ ‌‍‌‌‌ ‍‌​‍‌‌​ ​ ‌​‌​​‍‌‌​ ​ ‌​‌​​‍‌‌​ ​‍​ ​‍​ ​‌​ ‍​​ ‍‌​ ‌​​ ‌​‌‍​‍‌‍‌​‌‍‌‌‌‍‌‌‌‍‌‍‌‍‌‌​ ‌​​‍‌‌​ ​‍​ ​‍​‍‌‌​ ‌‌‌​‌​​‍ ‍‌‍​ ‌‍‍​‌‍‍‌‌‍ ​‌‍‌​‌ ​‍‌‍‌‌‌‍ ‍​‍‌‌​ ‌‌‌​​‍‌‌ ‌‍‍ ‌‍‌‌‌ ‍‌​‍‌‌​ ​ ‌​‌​​‍‌‌​ ​ ‌​‌​​‍‌‌​ ​‍​ ​‍‌‍​ ​ ​‌‌‍‌​‌‍​ ​ ​‌​ ‌ ‌‍​‌​ ‌‍‌‍​‌‌‍​ ‌‍‌‍‌‍​‌​‍‌‌​ ​‍​ ​‍​‍‌‌​ ‌‌‌​‌​​‍ ‍‌ ‌​‌‍‌‌‌ ‍​‌ ‌​​‍‌‍‌ ​​‌‍‌‌‌ ​‍‌ ​ ‌ ​​‌‍‌‌‌‍​ ‌ ‌​‌‍‍‌‌ ‌‍‌‍‌‌​ ‌‌ ​​‌ ‌‌‌‍​‍‌‍ ​‌‍‍‌‌ ​ ‌‍‍​‌‍‌‌‌‍‌​​‍​‍‌ ‌
¿Ofrecéis pases de día para el spa?​​​​‌ ‍ ​‍​‍‌‍ ‌ ​‍‌‍‍‌‌‍‌ ‌‍‍‌‌‍ ‍​‍​‍​ ‍‍​‍​‍‌ ​ ‌‍​‌‌‍ ‍‌‍‍‌‌ ‌​‌ ‍‌​‍ ‍‌‍‍‌‌‍ ​‍​‍​‍ ​​‍​‍‌‍‍​‌ ​‍‌‍‌‌‌‍‌‍​‍​‍​ ‍‍​‍​‍‌‍‍​‌ ‌​‌ ‌​‌ ​​‌ ​ ​ ‍‍​‍ ​‍ ‌‍ ​​‍ ‌‌‍​‌‌‍ ‍‌‍‌​​‍ ‌‌ ​‍​‍ ‌‌‍‍​‌‍ ‌ ‌​‌‍‌‌‌‍ ​‌ ​ ​‍ ‌‌ ​ ‌ ‌​‌ ‌‌‌‍‌​‌‍‍‌‌‍ ​‍ ‍‌ ‌‍‌‍‌‌‌ ​‍‌‍​ ‌‍‌‌‌‍ ​​‍ ‍‌‍​‌‌ ​​‌ ​​​‍ ‌‍‍‌‌‍ ‍‌ ‌​‌‍‌‌‌‍ ‍‌ ‌​​‍ ‌‍‌‌‌‍‌​‌‍‍‌‌ ‌​​‍ ‌‍ ‌‌‍ ‌‍‌​‌‍‌‌​ ‌‌ ​​‌ ​‍‌‍‌‌‌ ​ ‌‍‌‌‌‍ ‍‌ ‌​‌‍​‌‌ ‌​‌‍‍‌‌‍ ‌‍ ‍​ ‍ ‌‍‍‌‌‍‌​​ ‌‌‍‌​​ ‍​​ ​ ​ ‌ ​ ‌‍​ ‌ ​ ​​‌‍​ ​‍ ‌‌‍​‌​ ​‌‌‍​ ​ ‌ ​‍ ‌​ ‌​​ ‍​‌‍​‍‌‍‌​​‍ ‌​ ‍​​ ‌​​ ‍​​ ‌ ​‍ ‌​ ​​‌‍‌‌​ ‌​​ ​‍‌‍​‌‌‍‌‍​ ​‍​ ‌ ​ ‌‌‌‍‌‍‌‍​ ​ ‍‌​ ‍ ‌ ‌​‌ ‍‌‌ ​​‌‍‌‌​ ‌‌‍‍​‌‍ ‌ ‌​‌‍‌‌‌‍ ​‌​‌‍‌‍​‌‌ ​‌​ ‍ ‌ ​​‌‍​‌‌ ‌​‌‍‍​​ ‌‌ ​‌‌ ‌‌‌‍‌‌‌ ​ ‌ ‌​‌‍‍‌‌‍ ‌‍ ‍​ ‌‍​‍‌‍​‌‌ ​ ‌‍‌‌‌‌‌‌‌ ​‍‌‍ ​​ ‌‌‍‍​‌ ‌​‌ ‌​‌ ​​‌ ​ ​‍‌‌​ ​ ‌​​‌​‍‌‌​ ​‍‌​‌‍​‍‌‌​ ​‍‌​‌‍‌‍ ​​‍ ‌‌‍​‌‌‍ ‍‌‍‌​​‍ ‌‌ ​‍​‍ ‌‌‍‍​‌‍ ‌ ‌​‌‍‌‌‌‍ ​‌ ​ ​‍ ‌‌ ​ ‌ ‌​‌ ‌‌‌‍‌​‌‍‍‌‌‍ ​‍ ‍‌ ‌‍‌‍‌‌‌ ​‍‌‍​ ‌‍‌‌‌‍ ​​‍ ‍‌‍​‌‌ ​​‌ ​​​‍‌‍‌‍‍‌‌‍‌​​ ‌‌‍‌​​ ‍​​ ​ ​ ‌ ​ ‌‍​ ‌ ​ ​​‌‍​ ​‍ ‌‌‍​‌​ ​‌‌‍​ ​ ‌ ​‍ ‌​ ‌​​ ‍​‌‍​‍‌‍‌​​‍ ‌​ ‍​​ ‌​​ ‍​​ ‌ ​‍ ‌​ ​​‌‍‌‌​ ‌​​ ​‍‌‍​‌‌‍‌‍​ ​‍​ ‌ ​ ‌‌‌‍‌‍‌‍​ ​ ‍‌​‍‌‍‌ ‌​‌ ‍‌‌ ​​‌‍‌‌​ ‌‌‍‍​‌‍ ‌ ‌​‌‍‌‌‌‍ ​‌​‌‍‌‍​‌‌ ​‌​‍‌‍‌ ​​‌‍​‌‌ ‌​‌‍‍​​ ‌‌ ​‌‌ ‌‌‌‍‌‌‌ ​ ‌ ‌​‌‍‍‌‌‍ ‌‍ ‍​‍‌‍‌ ​​‌‍‌‌‌ ​‍‌ ​ ‌ ​​‌‍‌‌‌‍​ ‌ ‌​‌‍‍‌‌ ‌‍‌‍‌‌​ ‌‌ ​​‌ ‌‌‌‍​‍‌‍ ​‌‍‍‌‌ ​ ‌‍‍​‌‍‌‌‌‍‌​​‍​‍‌ ‌
Sí. Disponemos de pases de 2 horas con un coste de 30 € por
huésped del hotel.​​​​‌ ‍ ​‍​‍‌‍ ‌ ​‍‌‍‍‌‌‍‌ ‌‍‍‌‌‍ ‍​‍​‍​ ‍‍​‍​‍‌ ​ ‌‍​‌‌‍ ‍‌‍‍‌‌ ‌​‌ ‍‌​‍ ‍‌‍‍‌‌‍ ​‍​‍​‍ ​​‍​‍‌‍‍​‌ ​‍‌‍‌‌‌‍‌‍​‍​‍​ ‍‍​‍​‍‌‍‍​‌ ‌​‌ ‌​‌ ​​‌ ​ ​ ‍‍​‍ ​‍ ‌‍ ​​‍ ‌‌‍​‌‌‍ ‍‌‍‌​​‍ ‌‌ ​‍​‍ ‌‌‍‍​‌‍ ‌ ‌​‌‍‌‌‌‍ ​‌ ​ ​‍ ‌‌ ​ ‌ ‌​‌ ‌‌‌‍‌​‌‍‍‌‌‍ ​‍ ‍‌ ‌‍‌‍‌‌‌ ​‍‌‍​ ‌‍‌‌‌‍ ​​‍ ‍‌‍​‌‌ ​​‌ ​​​‍ ‌‍‍‌‌‍ ‍‌ ‌​‌‍‌‌‌‍ ‍‌ ‌​​‍ ‌‍‌‌‌‍‌​‌‍‍‌‌ ‌​​‍ ‌‍ ‌‌‍ ‌‍‌​‌‍‌‌​ ‌‌ ​​‌ ​‍‌‍‌‌‌ ​ ‌‍‌‌‌‍ ‍‌ ‌​‌‍​‌‌ ‌​‌‍‍‌‌‍ ‌‍ ‍​ ‍ ‌‍‍‌‌‍‌​​ ‌‌‍‌​​ ‍​​ ​ ​ ‌ ​ ‌‍​ ‌ ​ ​​‌‍​ ​‍ ‌‌‍​‌​ ​‌‌‍​ ​ ‌ ​‍ ‌​ ‌​​ ‍​‌‍​‍‌‍‌​​‍ ‌​ ‍​​ ‌​​ ‍​​ ‌ ​‍ ‌​ ​​‌‍‌‌​ ‌​​ ​‍‌‍​‌‌‍‌‍​ ​‍​ ‌ ​ ‌‌‌‍‌‍‌‍​ ​ ‍‌​ ‍ ‌ ‌​‌ ‍‌‌ ​​‌‍‌‌​ ‌‌‍‍​‌‍ ‌ ‌​‌‍‌‌‌‍ ​‌​‌‍‌‍​‌‌ ​‌​ ‍ ‌ ​​‌‍​‌‌ ‌​‌‍‍​​ ‌‌‍​‌‌‍ ‍‌ ​ ‌ ‌ ‌‍‌‌‌ ​‍​‍‌‌​ ‌‌‌​​‍‌‌ ‌‍‍ ‌‍‌‌‌ ‍‌​‍‌‌​ ​ ‌​‌​​‍‌‌​ ​ ‌​‌​​‍‌‌​ ​‍​ ​‍‌‍​‍​ ‌​‌‍​‌​ ‌​‌‍​ ​ ‌‌​ ‍‌​ ​‌​ ​‌​ ‌ ​ ‍‌​ ‍​​‍‌‌​ ​‍​ ​‍​‍‌‌​ ‌‌‌​‌​​‍ ‍‌‍​ ‌‍‍​‌‍‍‌‌‍ ​‌‍‌​‌ ​‍‌‍‌‌‌‍ ‍​‍‌‌​ ‌‌‌​​‍‌‌ ‌‍‍ ‌‍‌‌‌ ‍‌​‍‌‌​ ​ ‌​‌​​‍‌‌​ ​ ‌​‌​​‍‌‌​ ​‍​ ​‍​ ‌ ​ ‌​‌‍‌‍‌‍‌​‌‍‌‍​ ‌‌‌‍‌‌​ ‌‍‌‍​ ​ ‌‌​ ​​​ ‍​​‍‌‌​ ​‍​ ​‍​‍‌‌​ ‌‌‌​‌​​‍ ‍‌ ‌​‌‍‌‌‌ ‍​‌ ‌​​ ‌‍​‍‌‍​‌‌ ​ ‌‍‌‌‌‌‌‌‌ ​‍‌‍ ​​ ‌‌‍‍​‌ ‌​‌ ‌​‌ ​​‌ ​ ​‍‌‌​ ​ ‌​​‌​‍‌‌​ ​‍‌​‌‍​‍‌‌​ ​‍‌​‌‍‌‍ ​​‍ ‌‌‍​‌‌‍ ‍‌‍‌​​‍ ‌‌ ​‍​‍ ‌‌‍‍​‌‍ ‌ ‌​‌‍‌‌‌‍ ​‌ ​ ​‍ ‌‌ ​ ‌ ‌​‌ ‌‌‌‍‌​‌‍‍‌‌‍ ​‍ ‍‌ ‌‍‌‍‌‌‌ ​‍‌‍​ ‌‍‌‌‌‍ ​​‍ ‍‌‍​‌‌ ​​‌ ​​​‍‌‍‌‍‍‌‌‍‌​​ ‌‌‍‌​​ ‍​​ ​ ​ ‌ ​ ‌‍​ ‌ ​ ​​‌‍​ ​‍ ‌‌‍​‌​ ​‌‌‍​ ​ ‌ ​‍ ‌​ ‌​​ ‍​‌‍​‍‌‍‌​​‍ ‌​ ‍​​ ‌​​ ‍​​ ‌ ​‍ ‌​ ​​‌‍‌‌​ ‌​​ ​‍‌‍​‌‌‍‌‍​ ​‍​ ‌ ​ ‌‌‌‍‌‍‌‍​ ​ ‍‌​‍‌‍‌ ‌​‌ ‍‌‌ ​​‌‍‌‌​ ‌‌‍‍​‌‍ ‌ ‌​‌‍‌‌‌‍ ​‌​‌‍‌‍​‌‌ ​‌​‍‌‍‌ ​​‌‍​‌‌ ‌​‌‍‍​​ ‌‌‍​‌‌‍ ‍‌ ​ ‌ ‌ ‌‍‌‌‌ ​‍​‍‌‌​ ‌‌‌​​‍‌‌ ‌‍‍ ‌‍‌‌‌ ‍‌​‍‌‌​ ​ ‌​‌​​‍‌‌​ ​ ‌​‌​​‍‌‌​ ​‍​ ​‍‌‍​‍​ ‌​‌‍​‌​ ‌​‌‍​ ​ ‌‌​ ‍‌​ ​‌​ ​‌​ ‌ ​ ‍‌​ ‍​​‍‌‌​ ​‍​ ​‍​‍‌‌​ ‌‌‌​‌​​‍ ‍‌‍​ ‌‍‍​‌‍‍‌‌‍ ​‌‍‌​‌ ​‍‌‍‌‌‌‍ ‍​‍‌‌​ ‌‌‌​​‍‌‌ ‌‍‍ ‌‍‌‌‌ ‍‌​‍‌‌​ ​ ‌​‌​​‍‌‌​ ​ ‌​‌​​‍‌‌​ ​‍​ ​‍​ ‌ ​ ‌​‌‍‌‍‌‍‌​‌‍‌‍​ ‌‌‌‍‌‌​ ‌‍‌‍​ ​ ‌‌​ ​​​ ‍​​‍‌‌​ ​‍​ ​‍​‍‌‌​ ‌‌‌​‌​​‍ ‍‌ ‌​‌‍‌‌‌ ‍​‌ ‌​​‍‌‍‌ ​​‌‍‌‌‌ ​‍‌ ​ ‌ ​​‌‍‌‌‌‍​ ‌ ‌​‌‍‍‌‌ ‌‍‌‍‌‌​ ‌‌ ​​‌ ‌‌‌‍​‍‌‍ ​‌‍‍‌‌ ​ ‌‍‍​‌‍‌‌‌‍‌​​‍​‍‌ ‌
¿Es necesario llegar antes de un tratamiento?​​​​‌ ‍ ​‍​‍‌‍ ‌ ​‍‌‍‍‌‌‍‌ ‌‍‍‌‌‍ ‍​‍​‍​ ‍‍​‍​‍‌ ​ ‌‍​‌‌‍ ‍‌‍‍‌‌ ‌​‌ ‍‌​‍ ‍‌‍‍‌‌‍ ​‍​‍​‍ ​​‍​‍‌‍‍​‌ ​‍‌‍‌‌‌‍‌‍​‍​‍​ ‍‍​‍​‍‌‍‍​‌ ‌​‌ ‌​‌ ​​‌ ​ ​ ‍‍​‍ ​‍ ‌‍ ​​‍ ‌‌‍​‌‌‍ ‍‌‍‌​​‍ ‌‌ ​‍​‍ ‌‌‍‍​‌‍ ‌ ‌​‌‍‌‌‌‍ ​‌ ​ ​‍ ‌‌ ​ ‌ ‌​‌ ‌‌‌‍‌​‌‍‍‌‌‍ ​‍ ‍‌ ‌‍‌‍‌‌‌ ​‍‌‍​ ‌‍‌‌‌‍ ​​‍ ‍‌‍​‌‌ ​​‌ ​​​‍ ‌‍‍‌‌‍ ‍‌ ‌​‌‍‌‌‌‍ ‍‌ ‌​​‍ ‌‍‌‌‌‍‌​‌‍‍‌‌ ‌​​‍ ‌‍ ‌‌‍ ‌‍‌​‌‍‌‌​ ‌‌ ​​‌ ​‍‌‍‌‌‌ ​ ‌‍‌‌‌‍ ‍‌ ‌​‌‍​‌‌ ‌​‌‍‍‌‌‍ ‌‍ ‍​ ‍ ‌‍‍‌‌‍‌​​ ‌​ ‌‍​ ‌​‌‍​‍​ ‌ ​ ​​​ ‍‌‌‍‌‍​ ‌ ​‍ ‌​ ‌ ​ ‍‌‌‍‌‍​ ‍​​‍ ‌​ ‌​​ ‍​​ ‌‌‌‍​‌​‍ ‌​ ‍​‌‍‌‌​ ‍​​ ‌‍​‍ ‌​ ‍​​ ​‌​ ‍​​ ‍‌‌‍‌​‌‍​‍​ ‍​​ ‍​​ ‍​​ ‍​‌‍​‍‌‍​ ​ ‍ ‌ ‌​‌ ‍‌‌ ​​‌‍‌‌​ ‌‌‍‍​‌‍ ‌ ‌​‌‍‌‌‌‍ ​‌​‌‍‌‍​‌‌ ​‌​ ‍ ‌ ​​‌‍​‌‌ ‌​‌‍‍​​ ‌‌ ​‌‌ ‌‌‌‍‌‌‌ ​ ‌ ‌​‌‍‍‌‌‍ ‌‍ ‍​ ‌‍​‍‌‍​‌‌ ​ ‌‍‌‌‌‌‌‌‌ ​‍‌‍ ​​ ‌‌‍‍​‌ ‌​‌ ‌​‌ ​​‌ ​ ​‍‌‌​ ​ ‌​​‌​‍‌‌​ ​‍‌​‌‍​‍‌‌​ ​‍‌​‌‍‌‍ ​​‍ ‌‌‍​‌‌‍ ‍‌‍‌​​‍ ‌‌ ​‍​‍ ‌‌‍‍​‌‍ ‌ ‌​‌‍‌‌‌‍ ​‌ ​ ​‍ ‌‌ ​ ‌ ‌​‌ ‌‌‌‍‌​‌‍‍‌‌‍ ​‍ ‍‌ ‌‍‌‍‌‌‌ ​‍‌‍​ ‌‍‌‌‌‍ ​​‍ ‍‌‍​‌‌ ​​‌ ​​​‍‌‍‌‍‍‌‌‍‌​​ ‌​ ‌‍​ ‌​‌‍​‍​ ‌ ​ ​​​ ‍‌‌‍‌‍​ ‌ ​‍ ‌​ ‌ ​ ‍‌‌‍‌‍​ ‍​​‍ ‌​ ‌​​ ‍​​ ‌‌‌‍​‌​‍ ‌​ ‍​‌‍‌‌​ ‍​​ ‌‍​‍ ‌​ ‍​​ ​‌​ ‍​​ ‍‌‌‍‌​‌‍​‍​ ‍​​ ‍​​ ‍​​ ‍​‌‍​‍‌‍​ ​‍‌‍‌ ‌​‌ ‍‌‌ ​​‌‍‌‌​ ‌‌‍‍​‌‍ ‌ ‌​‌‍‌‌‌‍ ​‌​‌‍‌‍​‌‌ ​‌​‍‌‍‌ ​​‌‍​‌‌ ‌​‌‍‍​​ ‌‌ ​‌‌ ‌‌‌‍‌‌‌ ​ ‌ ‌​‌‍‍‌‌‍ ‌‍ ‍​‍‌‍‌ ​​‌‍‌‌‌ ​‍‌ ​ ‌ ​​‌‍‌‌‌‍​ ‌ ‌​‌‍‍‌‌ ‌‍‌‍‌‌​ ‌‌ ​​‌ ‌‌‌‍​‍‌‍ ​‌‍‍‌‌ ​ ‌‍‍​‌‍‌‌‌‍‌​​‍​‍‌ ‌
Sí. Te recomendamos llegar 15 minutos antes de tu tratamiento para
poder disfrutar de las instalaciones termales.​​​​‌ ‍ ​‍​‍‌‍ ‌ ​‍‌‍‍‌‌‍‌ ‌‍‍‌‌‍ ‍​‍​‍​ ‍‍​‍​‍‌ ​ ‌‍​‌‌‍ ‍‌‍‍‌‌ ‌​‌ ‍‌​‍ ‍‌‍‍‌‌‍ ​‍​‍​‍ ​​‍​‍‌‍‍​‌ ​‍‌‍‌‌‌‍‌‍​‍​‍​ ‍‍​‍​‍‌‍‍​‌ ‌​‌ ‌​‌ ​​‌ ​ ​ ‍‍​‍ ​‍ ‌‍ ​​‍ ‌‌‍​‌‌‍ ‍‌‍‌​​‍ ‌‌ ​‍​‍ ‌‌‍‍​‌‍ ‌ ‌​‌‍‌‌‌‍ ​‌ ​ ​‍ ‌‌ ​ ‌ ‌​‌ ‌‌‌‍‌​‌‍‍‌‌‍ ​‍ ‍‌ ‌‍‌‍‌‌‌ ​‍‌‍​ ‌‍‌‌‌‍ ​​‍ ‍‌‍​‌‌ ​​‌ ​​​‍ ‌‍‍‌‌‍ ‍‌ ‌​‌‍‌‌‌‍ ‍‌ ‌​​‍ ‌‍‌‌‌‍‌​‌‍‍‌‌ ‌​​‍ ‌‍ ‌‌‍ ‌‍‌​‌‍‌‌​ ‌‌ ​​‌ ​‍‌‍‌‌‌ ​ ‌‍‌‌‌‍ ‍‌ ‌​‌‍​‌‌ ‌​‌‍‍‌‌‍ ‌‍ ‍​ ‍ ‌‍‍‌‌‍‌​​ ‌​ ‌‍​ ‌​‌‍​‍​ ‌ ​ ​​​ ‍‌‌‍‌‍​ ‌ ​‍ ‌​ ‌ ​ ‍‌‌‍‌‍​ ‍​​‍ ‌​ ‌​​ ‍​​ ‌‌‌‍​‌​‍ ‌​ ‍​‌‍‌‌​ ‍​​ ‌‍​‍ ‌​ ‍​​ ​‌​ ‍​​ ‍‌‌‍‌​‌‍​‍​ ‍​​ ‍​​ ‍​​ ‍​‌‍​‍‌‍​ ​ ‍ ‌ ‌​‌ ‍‌‌ ​​‌‍‌‌​ ‌‌‍‍​‌‍ ‌ ‌​‌‍‌‌‌‍ ​‌​‌‍‌‍​‌‌ ​‌​ ‍ ‌ ​​‌‍​‌‌ ‌​‌‍‍​​ ‌‌‍​‌‌‍ ‍‌ ​ ‌ ‌ ‌‍‌‌‌ ​‍​‍‌‌​ ‌‌‌​​‍‌‌ ‌‍‍ ‌‍‌‌‌ ‍‌​‍‌‌​ ​ ‌​‌​​‍‌‌​ ​ ‌​‌​​‍‌‌​ ​‍​ ​‍​ ​​​ ‍‌​ ​​​ ‌​‌‍‌‌‌‍​‍​ ‍​​ ‌‌​ ​ ‌‍​‌‌‍​‌‌‍​‌​‍‌‌​ ​‍​ ​‍​‍‌‌​ ‌‌‌​‌​​‍ ‍‌‍​ ‌‍‍​‌‍‍‌‌‍ ​‌‍‌​‌ ​‍‌‍‌‌‌‍ ‍​‍‌‌​ ‌‌‌​​‍‌‌ ‌‍‍ ‌‍‌‌‌ ‍‌​‍‌‌​ ​ ‌​‌​​‍‌‌​ ​ ‌​‌​​‍‌‌​ ​‍​ ​‍​ ‍‌​ ​​​ ‍​‌‍​ ​ ​ ‌‍‌​​ ​‍​ ‍​‌‍‌‍​ ​ ​ ‍‌​ ​​​‍‌‌​ ​‍​ ​‍​‍‌‌​ ‌‌‌​‌​​‍ ‍‌ ‌​‌‍‌‌‌ ‍​‌ ‌​​ ‌‍​‍‌‍​‌‌ ​ ‌‍‌‌‌‌‌‌‌ ​‍‌‍ ​​ ‌‌‍‍​‌ ‌​‌ ‌​‌ ​​‌ ​ ​‍‌‌​ ​ ‌​​‌​‍‌‌​ ​‍‌​‌‍​‍‌‌​ ​‍‌​‌‍‌‍ ​​‍ ‌‌‍​‌‌‍ ‍‌‍‌​​‍ ‌‌ ​‍​‍ ‌‌‍‍​‌‍ ‌ ‌​‌‍‌‌‌‍ ​‌ ​ ​‍ ‌‌ ​ ‌ ‌​‌ ‌‌‌‍‌​‌‍‍‌‌‍ ​‍ ‍‌ ‌‍‌‍‌‌‌ ​‍‌‍​ ‌‍‌‌‌‍ ​​‍ ‍‌‍​‌‌ ​​‌ ​​​‍‌‍‌‍‍‌‌‍‌​​ ‌​ ‌‍​ ‌​‌‍​‍​ ‌ ​ ​​​ ‍‌‌‍‌‍​ ‌ ​‍ ‌​ ‌ ​ ‍‌‌‍‌‍​ ‍​​‍ ‌​ ‌​​ ‍​​ ‌‌‌‍​‌​‍ ‌​ ‍​‌‍‌‌​ ‍​​ ‌‍​‍ ‌​ ‍​​ ​‌​ ‍​​ ‍‌‌‍‌​‌‍​‍​ ‍​​ ‍​​ ‍​​ ‍​‌‍​‍‌‍​ ​‍‌‍‌ ‌​‌ ‍‌‌ ​​‌‍‌‌​ ‌‌‍‍​‌‍ ‌ ‌​‌‍‌‌‌‍ ​‌​‌‍‌‍​‌‌ ​‌​‍‌‍‌ ​​‌‍​‌‌ ‌​‌‍‍​​ ‌‌‍​‌‌‍ ‍‌ ​ ‌ ‌ ‌‍‌‌‌ ​‍​‍‌‌​ ‌‌‌​​‍‌‌ ‌‍‍ ‌‍‌‌‌ ‍‌​‍‌‌​ ​ ‌​‌​​‍‌‌​ ​ ‌​‌​​‍‌‌​ ​‍​ ​‍​ ​​​ ‍‌​ ​​​ ‌​‌‍‌‌‌‍​‍​ ‍​​ ‌‌​ ​ ‌‍​‌‌‍​‌‌‍​‌​‍‌‌​ ​‍​ ​‍​‍‌‌​ ‌‌‌​‌​​‍ ‍‌‍​ ‌‍‍​‌‍‍‌‌‍ ​‌‍‌​‌ ​‍‌‍‌‌‌‍ ‍​‍‌‌​ ‌‌‌​​‍‌‌ ‌‍‍ ‌‍‌‌‌ ‍‌​‍‌‌​ ​ ‌​‌​​‍‌‌​ ​ ‌​‌​​‍‌‌​ ​‍​ ​‍​ ‍‌​ ​​​ ‍​‌‍​ ​ ​ ‌‍‌​​ ​‍​ ‍​‌‍‌‍​ ​ ​ ‍‌​ ​​​‍‌‌​ ​‍​ ​‍​‍‌‌​ ‌‌‌​‌​​‍ ‍‌ ‌​‌‍‌‌‌ ‍​‌ ‌​​‍‌‍‌ ​​‌‍‌‌‌ ​‍‌ ​ ‌ ​​‌‍‌‌‌‍​ ‌ ‌​‌‍‍‌‌ ‌‍‌‍‌‌​ ‌‌ ​​‌ ‌‌‌‍​‍‌‍ ​‌‍‍‌‌ ​ ‌‍‍​‌‍‌‌‌‍‌​​‍​‍‌ ‌
¿Se proporcionan albornoces y toallas?​​​​‌ ‍ ​‍​‍‌‍ ‌ ​‍‌‍‍‌‌‍‌ ‌‍‍‌‌‍ ‍​‍​‍​ ‍‍​‍​‍‌ ​ ‌‍​‌‌‍ ‍‌‍‍‌‌ ‌​‌ ‍‌​‍ ‍‌‍‍‌‌‍ ​‍​‍​‍ ​​‍​‍‌‍‍​‌ ​‍‌‍‌‌‌‍‌‍​‍​‍​ ‍‍​‍​‍‌‍‍​‌ ‌​‌ ‌​‌ ​​‌ ​ ​ ‍‍​‍ ​‍ ‌‍ ​​‍ ‌‌‍​‌‌‍ ‍‌‍‌​​‍ ‌‌ ​‍​‍ ‌‌‍‍​‌‍ ‌ ‌​‌‍‌‌‌‍ ​‌ ​ ​‍ ‌‌ ​ ‌ ‌​‌ ‌‌‌‍‌​‌‍‍‌‌‍ ​‍ ‍‌ ‌‍‌‍‌‌‌ ​‍‌‍​ ‌‍‌‌‌‍ ​​‍ ‍‌‍​‌‌ ​​‌ ​​​‍ ‌‍‍‌‌‍ ‍‌ ‌​‌‍‌‌‌‍ ‍‌ ‌​​‍ ‌‍‌‌‌‍‌​‌‍‍‌‌ ‌​​‍ ‌‍ ‌‌‍ ‌‍‌​‌‍‌‌​ ‌‌ ​​‌ ​‍‌‍‌‌‌ ​ ‌‍‌‌‌‍ ‍‌ ‌​‌‍​‌‌ ‌​‌‍‍‌‌‍ ‌‍ ‍​ ‍ ‌‍‍‌‌‍‌​​ ‌​ ‍‌‌‍‌‌‌‍​ ​ ‌‍‌‍‌‍​ ‌‍‌‍​‍‌‍‌‌​‍ ‌​ ​‌​ ​ ‌‍​‍‌‍‌‌​‍ ‌​ ‌​​ ‌‌‌‍​‍​ ​​​‍ ‌​ ‍​‌‍​‍‌‍​ ‌‍‌‌​‍ ‌‌‍​ ​ ​‌‌‍​‍​ ​‌‌‍‌​‌‍‌‌​ ‌ ​ ‌‍​ ​​​ ‌ ​ ‌ ‌‍​‍​ ‍ ‌ ‌​‌ ‍‌‌ ​​‌‍‌‌​ ‌‌‍‍​‌‍ ‌ ‌​‌‍‌‌‌‍ ​‌​‌‍‌‍​‌‌ ​‌​ ‍ ‌ ​​‌‍​‌‌ ‌​‌‍‍​​ ‌‌ ​‌‌ ‌‌‌‍‌‌‌ ​ ‌ ‌​‌‍‍‌‌‍ ‌‍ ‍​ ‌‍​‍‌‍​‌‌ ​ ‌‍‌‌‌‌‌‌‌ ​‍‌‍ ​​ ‌‌‍‍​‌ ‌​‌ ‌​‌ ​​‌ ​ ​‍‌‌​ ​ ‌​​‌​‍‌‌​ ​‍‌​‌‍​‍‌‌​ ​‍‌​‌‍‌‍ ​​‍ ‌‌‍​‌‌‍ ‍‌‍‌​​‍ ‌‌ ​‍​‍ ‌‌‍‍​‌‍ ‌ ‌​‌‍‌‌‌‍ ​‌ ​ ​‍ ‌‌ ​ ‌ ‌​‌ ‌‌‌‍‌​‌‍‍‌‌‍ ​‍ ‍‌ ‌‍‌‍‌‌‌ ​‍‌‍​ ‌‍‌‌‌‍ ​​‍ ‍‌‍​‌‌ ​​‌ ​​​‍‌‍‌‍‍‌‌‍‌​​ ‌​ ‍‌‌‍‌‌‌‍​ ​ ‌‍‌‍‌‍​ ‌‍‌‍​‍‌‍‌‌​‍ ‌​ ​‌​ ​ ‌‍​‍‌‍‌‌​‍ ‌​ ‌​​ ‌‌‌‍​‍​ ​​​‍ ‌​ ‍​‌‍​‍‌‍​ ‌‍‌‌​‍ ‌‌‍​ ​ ​‌‌‍​‍​ ​‌‌‍‌​‌‍‌‌​ ‌ ​ ‌‍​ ​​​ ‌ ​ ‌ ‌‍​‍​‍‌‍‌ ‌​‌ ‍‌‌ ​​‌‍‌‌​ ‌‌‍‍​‌‍ ‌ ‌​‌‍‌‌‌‍ ​‌​‌‍‌‍​‌‌ ​‌​‍‌‍‌ ​​‌‍​‌‌ ‌​‌‍‍​​ ‌‌ ​‌‌ ‌‌‌‍‌‌‌ ​ ‌ ‌​‌‍‍‌‌‍ ‌‍ ‍​‍‌‍‌ ​​‌‍‌‌‌ ​‍‌ ​ ‌ ​​‌‍‌‌‌‍​ ‌ ‌​‌‍‍‌‌ ‌‍‌‍‌‌​ ‌‌ ​​‌ ‌‌‌‍​‍‌‍ ​‌‍‍‌‌ ​ ‌‍‍​‌‍‌‌‌‍‌​​‍​‍‌ ‌
Sí. El spa proporciona albornoces y toallas para tu uso durante la
visita.​​​​‌ ‍ ​‍​‍‌‍ ‌ ​‍‌‍‍‌‌‍‌ ‌‍‍‌‌‍ ‍​‍​‍​ ‍‍​‍​‍‌ ​ ‌‍​‌‌‍ ‍‌‍‍‌‌ ‌​‌ ‍‌​‍ ‍‌‍‍‌‌‍ ​‍​‍​‍ ​​‍​‍‌‍‍​‌ ​‍‌‍‌‌‌‍‌‍​‍​‍​ ‍‍​‍​‍‌‍‍​‌ ‌​‌ ‌​‌ ​​‌ ​ ​ ‍‍​‍ ​‍ ‌‍ ​​‍ ‌‌‍​‌‌‍ ‍‌‍‌​​‍ ‌‌ ​‍​‍ ‌‌‍‍​‌‍ ‌ ‌​‌‍‌‌‌‍ ​‌ ​ ​‍ ‌‌ ​ ‌ ‌​‌ ‌‌‌‍‌​‌‍‍‌‌‍ ​‍ ‍‌ ‌‍‌‍‌‌‌ ​‍‌‍​ ‌‍‌‌‌‍ ​​‍ ‍‌‍​‌‌ ​​‌ ​​​‍ ‌‍‍‌‌‍ ‍‌ ‌​‌‍‌‌‌‍ ‍‌ ‌​​‍ ‌‍‌‌‌‍‌​‌‍‍‌‌ ‌​​‍ ‌‍ ‌‌‍ ‌‍‌​‌‍‌‌​ ‌‌ ​​‌ ​‍‌‍‌‌‌ ​ ‌‍‌‌‌‍ ‍‌ ‌​‌‍​‌‌ ‌​‌‍‍‌‌‍ ‌‍ ‍​ ‍ ‌‍‍‌‌‍‌​​ ‌​ ‍‌‌‍‌‌‌‍​ ​ ‌‍‌‍‌‍​ ‌‍‌‍​‍‌‍‌‌​‍ ‌​ ​‌​ ​ ‌‍​‍‌‍‌‌​‍ ‌​ ‌​​ ‌‌‌‍​‍​ ​​​‍ ‌​ ‍​‌‍​‍‌‍​ ‌‍‌‌​‍ ‌‌‍​ ​ ​‌‌‍​‍​ ​‌‌‍‌​‌‍‌‌​ ‌ ​ ‌‍​ ​​​ ‌ ​ ‌ ‌‍​‍​ ‍ ‌ ‌​‌ ‍‌‌ ​​‌‍‌‌​ ‌‌‍‍​‌‍ ‌ ‌​‌‍‌‌‌‍ ​‌​‌‍‌‍​‌‌ ​‌​ ‍ ‌ ​​‌‍​‌‌ ‌​‌‍‍​​ ‌‌‍​‌‌‍ ‍‌ ​ ‌ ‌ ‌‍‌‌‌ ​‍​‍‌‌​ ‌‌‌​​‍‌‌ ‌‍‍ ‌‍‌‌‌ ‍‌​‍‌‌​ ​ ‌​‌​​‍‌‌​ ​ ‌​‌​​‍‌‌​ ​‍​ ​‍​ ‌‌​ ​‍‌‍‌‍‌‍‌​​ ‌​‌‍​‌​ ‌‍​ ‍​‌‍​ ​ ‌‍‌‍​‌‌‍​‌​‍‌‌​ ​‍​ ​‍​‍‌‌​ ‌‌‌​‌​​‍ ‍‌‍​ ‌‍‍​‌‍‍‌‌‍ ​‌‍‌​‌ ​‍‌‍‌‌‌‍ ‍​‍‌‌​ ‌‌‌​​‍‌‌ ‌‍‍ ‌‍‌‌‌ ‍‌​‍‌‌​ ​ ‌​‌​​‍‌‌​ ​ ‌​‌​​‍‌‌​ ​‍​ ​‍​ ‌‍‌‍‌‍​ ‌‍‌‍‌‌‌‍​‍​ ​‌​ ‌‍‌‍‌‌​ ​‍‌‍‌‌​ ​​​ ‍​​‍‌‌​ ​‍​ ​‍​‍‌‌​ ‌‌‌​‌​​‍ ‍‌ ‌​‌‍‌‌‌ ‍​‌ ‌​​ ‌‍​‍‌‍​‌‌ ​ ‌‍‌‌‌‌‌‌‌ ​‍‌‍ ​​ ‌‌‍‍​‌ ‌​‌ ‌​‌ ​​‌ ​ ​‍‌‌​ ​ ‌​​‌​‍‌‌​ ​‍‌​‌‍​‍‌‌​ ​‍‌​‌‍‌‍ ​​‍ ‌‌‍​‌‌‍ ‍‌‍‌​​‍ ‌‌ ​‍​‍ ‌‌‍‍​‌‍ ‌ ‌​‌‍‌‌‌‍ ​‌ ​ ​‍ ‌‌ ​ ‌ ‌​‌ ‌‌‌‍‌​‌‍‍‌‌‍ ​‍ ‍‌ ‌‍‌‍‌‌‌ ​‍‌‍​ ‌‍‌‌‌‍ ​​‍ ‍‌‍​‌‌ ​​‌ ​​​‍‌‍‌‍‍‌‌‍‌​​ ‌​ ‍‌‌‍‌‌‌‍​ ​ ‌‍‌‍‌‍​ ‌‍‌‍​‍‌‍‌‌​‍ ‌​ ​‌​ ​ ‌‍​‍‌‍‌‌​‍ ‌​ ‌​​ ‌‌‌‍​‍​ ​​​‍ ‌​ ‍​‌‍​‍‌‍​ ‌‍‌‌​‍ ‌‌‍​ ​ ​‌‌‍​‍​ ​‌‌‍‌​‌‍‌‌​ ‌ ​ ‌‍​ ​​​ ‌ ​ ‌ ‌‍​‍​‍‌‍‌ ‌​‌ ‍‌‌ ​​‌‍‌‌​ ‌‌‍‍​‌‍ ‌ ‌​‌‍‌‌‌‍ ​‌​‌‍‌‍​‌‌ ​‌​‍‌‍‌ ​​‌‍​‌‌ ‌​‌‍‍​​ ‌‌‍​‌‌‍ ‍‌ ​ ‌ ‌ ‌‍‌‌‌ ​‍​‍‌‌​ ‌‌‌​​‍‌‌ ‌‍‍ ‌‍‌‌‌ ‍‌​‍‌‌​ ​ ‌​‌​​‍‌‌​ ​ ‌​‌​​‍‌‌​ ​‍​ ​‍​ ‌‌​ ​‍‌‍‌‍‌‍‌​​ ‌​‌‍​‌​ ‌‍​ ‍​‌‍​ ​ ‌‍‌‍​‌‌‍​‌​‍‌‌​ ​‍​ ​‍​‍‌‌​ ‌‌‌​‌​​‍ ‍‌‍​ ‌‍‍​‌‍‍‌‌‍ ​‌‍‌​‌ ​‍‌‍‌‌‌‍ ‍​‍‌‌​ ‌‌‌​​‍‌‌ ‌‍‍ ‌‍‌‌‌ ‍‌​‍‌‌​ ​ ‌​‌​​‍‌‌​ ​ ‌​‌​​‍‌‌​ ​‍​ ​‍​ ‌‍‌‍‌‍​ ‌‍‌‍‌‌‌‍​‍​ ​‌​ ‌‍‌‍‌‌​ ​‍‌‍‌‌​ ​​​ ‍​​‍‌‌​ ​‍​ ​‍​‍‌‌​ ‌‌‌​‌​​‍ ‍‌ ‌​‌‍‌‌‌ ‍​‌ ‌​​‍‌‍‌ ​​‌‍‌‌‌ ​‍‌ ​ ‌ ​​‌‍‌‌‌‍​ ‌ ‌​‌‍‍‌‌ ‌‍‌‍‌‌​ ‌‌ ​​‌ ‌‌‌‍​‍‌‍ ​‌‍‍‌‌ ​ ‌‍‍​‌‍‌‌‌‍‌​​‍​‍‌ ‌
¿Se permite la entrada de niños en el spa?​​​​‌ ‍ ​‍​‍‌‍ ‌ ​‍‌‍‍‌‌‍‌ ‌‍‍‌‌‍ ‍​‍​‍​ ‍‍​‍​‍‌ ​ ‌‍​‌‌‍ ‍‌‍‍‌‌ ‌​‌ ‍‌​‍ ‍‌‍‍‌‌‍ ​‍​‍​‍ ​​‍​‍‌‍‍​‌ ​‍‌‍‌‌‌‍‌‍​‍​‍​ ‍‍​‍​‍‌‍‍​‌ ‌​‌ ‌​‌ ​​‌ ​ ​ ‍‍​‍ ​‍ ‌‍ ​​‍ ‌‌‍​‌‌‍ ‍‌‍‌​​‍ ‌‌ ​‍​‍ ‌‌‍‍​‌‍ ‌ ‌​‌‍‌‌‌‍ ​‌ ​ ​‍ ‌‌ ​ ‌ ‌​‌ ‌‌‌‍‌​‌‍‍‌‌‍ ​‍ ‍‌ ‌‍‌‍‌‌‌ ​‍‌‍​ ‌‍‌‌‌‍ ​​‍ ‍‌‍​‌‌ ​​‌ ​​​‍ ‌‍‍‌‌‍ ‍‌ ‌​‌‍‌‌‌‍ ‍‌ ‌​​‍ ‌‍‌‌‌‍‌​‌‍‍‌‌ ‌​​‍ ‌‍ ‌‌‍ ‌‍‌​‌‍‌‌​ ‌‌ ​​‌ ​‍‌‍‌‌‌ ​ ‌‍‌‌‌‍ ‍‌ ‌​‌‍​‌‌ ‌​‌‍‍‌‌‍ ‌‍ ‍​ ‍ ‌‍‍‌‌‍‌​​ ‌‌‍​‌‌‍‌​‌‍‌‌‌‍​‍​ ‍​​ ‌​​ ‌‌‌‍​‌​‍ ‌​ ‍‌​ ‍‌‌‍‌​​ ​‍​‍ ‌​ ‌​​ ‌ ​ ‌​​ ​‌​‍ ‌​ ‍‌​ ‌‍‌‍​‍‌‍‌‍​‍ ‌‌‍​‍​ ‌​​ ​‍​ ‌​‌‍‌‌‌‍​‌‌‍​‌​ ‍‌​ ‍‌​ ‌ ​ ​‍​ ‌ ​ ‍ ‌ ‌​‌ ‍‌‌ ​​‌‍‌‌​ ‌‌‍‍​‌‍ ‌ ‌​‌‍‌‌‌‍ ​‌​‌‍‌‍​‌‌ ​‌​ ‍ ‌ ​​‌‍​‌‌ ‌​‌‍‍​​ ‌‌ ​‌‌ ‌‌‌‍‌‌‌ ​ ‌ ‌​‌‍‍‌‌‍ ‌‍ ‍​ ‌‍​‍‌‍​‌‌ ​ ‌‍‌‌‌‌‌‌‌ ​‍‌‍ ​​ ‌‌‍‍​‌ ‌​‌ ‌​‌ ​​‌ ​ ​‍‌‌​ ​ ‌​​‌​‍‌‌​ ​‍‌​‌‍​‍‌‌​ ​‍‌​‌‍‌‍ ​​‍ ‌‌‍​‌‌‍ ‍‌‍‌​​‍ ‌‌ ​‍​‍ ‌‌‍‍​‌‍ ‌ ‌​‌‍‌‌‌‍ ​‌ ​ ​‍ ‌‌ ​ ‌ ‌​‌ ‌‌‌‍‌​‌‍‍‌‌‍ ​‍ ‍‌ ‌‍‌‍‌‌‌ ​‍‌‍​ ‌‍‌‌‌‍ ​​‍ ‍‌‍​‌‌ ​​‌ ​​​‍‌‍‌‍‍‌‌‍‌​​ ‌‌‍​‌‌‍‌​‌‍‌‌‌‍​‍​ ‍​​ ‌​​ ‌‌‌‍​‌​‍ ‌​ ‍‌​ ‍‌‌‍‌​​ ​‍​‍ ‌​ ‌​​ ‌ ​ ‌​​ ​‌​‍ ‌​ ‍‌​ ‌‍‌‍​‍‌‍‌‍​‍ ‌‌‍​‍​ ‌​​ ​‍​ ‌​‌‍‌‌‌‍​‌‌‍​‌​ ‍‌​ ‍‌​ ‌ ​ ​‍​ ‌ ​‍‌‍‌ ‌​‌ ‍‌‌ ​​‌‍‌‌​ ‌‌‍‍​‌‍ ‌ ‌​‌‍‌‌‌‍ ​‌​‌‍‌‍​‌‌ ​‌​‍‌‍‌ ​​‌‍​‌‌ ‌​‌‍‍​​ ‌‌ ​‌‌ ‌‌‌‍‌‌‌ ​ ‌ ‌​‌‍‍‌‌‍ ‌‍ ‍​‍‌‍‌ ​​‌‍‌‌‌ ​‍‌ ​ ‌ ​​‌‍‌‌‌‍​ ‌ ‌​‌‍‍‌‌ ‌‍‌‍‌‌​ ‌‌ ​​‌ ‌‌‌‍​‍‌‍ ​‌‍‍‌‌ ​ ‌‍‍​‌‍‌‌‌‍‌​​‍​‍‌ ‌
Sí, los niños a partir de 3 años pueden acceder a la piscina del spa
únicamente de 10:00 a 11:30 y de 16:00 a 17:30.​​​​‌ ‍ ​‍​‍‌‍ ‌ ​‍‌‍‍‌‌‍‌ ‌‍‍‌‌‍ ‍​‍​‍​ ‍‍​‍​‍‌ ​ ‌‍​‌‌‍ ‍‌‍‍‌‌ ‌​‌ ‍‌​‍ ‍‌‍‍‌‌‍ ​‍​‍​‍ ​​‍​‍‌‍‍​‌ ​‍‌‍‌‌‌‍‌‍​‍​‍​ ‍‍​‍​‍‌‍‍​‌ ‌​‌ ‌​‌ ​​‌ ​ ​ ‍‍​‍ ​‍ ‌‍ ​​‍ ‌‌‍​‌‌‍ ‍‌‍‌​​‍ ‌‌ ​‍​‍ ‌‌‍‍​‌‍ ‌ ‌​‌‍‌‌‌‍ ​‌ ​ ​‍ ‌‌ ​ ‌ ‌​‌ ‌‌‌‍‌​‌‍‍‌‌‍ ​‍ ‍‌ ‌‍‌‍‌‌‌ ​‍‌‍​ ‌‍‌‌‌‍ ​​‍ ‍‌‍​‌‌ ​​‌ ​​​‍ ‌‍‍‌‌‍ ‍‌ ‌​‌‍‌‌‌‍ ‍‌ ‌​​‍ ‌‍‌‌‌‍‌​‌‍‍‌‌ ‌​​‍ ‌‍ ‌‌‍ ‌‍‌​‌‍‌‌​ ‌‌ ​​‌ ​‍‌‍‌‌‌ ​ ‌‍‌‌‌‍ ‍‌ ‌​‌‍​‌‌ ‌​‌‍‍‌‌‍ ‌‍ ‍​ ‍ ‌‍‍‌‌‍‌​​ ‌‌‍​‌‌‍‌​‌‍‌‌‌‍​‍​ ‍​​ ‌​​ ‌‌‌‍​‌​‍ ‌​ ‍‌​ ‍‌‌‍‌​​ ​‍​‍ ‌​ ‌​​ ‌ ​ ‌​​ ​‌​‍ ‌​ ‍‌​ ‌‍‌‍​‍‌‍‌‍​‍ ‌‌‍​‍​ ‌​​ ​‍​ ‌​‌‍‌‌‌‍​‌‌‍​‌​ ‍‌​ ‍‌​ ‌ ​ ​‍​ ‌ ​ ‍ ‌ ‌​‌ ‍‌‌ ​​‌‍‌‌​ ‌‌‍‍​‌‍ ‌ ‌​‌‍‌‌‌‍ ​‌​‌‍‌‍​‌‌ ​‌​ ‍ ‌ ​​‌‍​‌‌ ‌​‌‍‍​​ ‌‌‍​‌‌‍ ‍‌ ​ ‌ ‌ ‌‍‌‌‌ ​‍​‍‌‌​ ‌‌‌​​‍‌‌ ‌‍‍ ‌‍‌‌‌ ‍‌​‍‌‌​ ​ ‌​‌​​‍‌‌​ ​ ‌​‌​​‍‌‌​ ​‍​ ​‍‌‍​‍​ ​ ‌‍‌​​ ‍​​ ​ ‌‍‌‌​ ‍​​ ​‌‌‍​‌​ ‌​​ ‍​​ ‌‍​‍‌‌​ ​‍​ ​‍​‍‌‌​ ‌‌‌​‌​​‍ ‍‌‍​ ‌‍‍​‌‍‍‌‌‍ ​‌‍‌​‌ ​‍‌‍‌‌‌‍ ‍​‍‌‌​ ‌‌‌​​‍‌‌ ‌‍‍ ‌‍‌‌‌ ‍‌​‍‌‌​ ​ ‌​‌​​‍‌‌​ ​ ‌​‌​​‍‌‌​ ​‍​ ​‍​ ‌‌​ ​ ‌‍​‌​ ‌​​ ‍​‌‍‌​​ ​‌‌‍​‌​ ​‍​ ​‌‌‍‌‍‌‍​‍​‍‌‌​ ​‍​ ​‍​‍‌‌​ ‌‌‌​‌​​‍ ‍‌ ‌​‌‍‌‌‌ ‍​‌ ‌​​ ‌‍​‍‌‍​‌‌ ​ ‌‍‌‌‌‌‌‌‌ ​‍‌‍ ​​ ‌‌‍‍​‌ ‌​‌ ‌​‌ ​​‌ ​ ​‍‌‌​ ​ ‌​​‌​‍‌‌​ ​‍‌​‌‍​‍‌‌​ ​‍‌​‌‍‌‍ ​​‍ ‌‌‍​‌‌‍ ‍‌‍‌​​‍ ‌‌ ​‍​‍ ‌‌‍‍​‌‍ ‌ ‌​‌‍‌‌‌‍ ​‌ ​ ​‍ ‌‌ ​ ‌ ‌​‌ ‌‌‌‍‌​‌‍‍‌‌‍ ​‍ ‍‌ ‌‍‌‍‌‌‌ ​‍‌‍​ ‌‍‌‌‌‍ ​​‍ ‍‌‍​‌‌ ​​‌ ​​​‍‌‍‌‍‍‌‌‍‌​​ ‌‌‍​‌‌‍‌​‌‍‌‌‌‍​‍​ ‍​​ ‌​​ ‌‌‌‍​‌​‍ ‌​ ‍‌​ ‍‌‌‍‌​​ ​‍​‍ ‌​ ‌​​ ‌ ​ ‌​​ ​‌​‍ ‌​ ‍‌​ ‌‍‌‍​‍‌‍‌‍​‍ ‌‌‍​‍​ ‌​​ ​‍​ ‌​‌‍‌‌‌‍​‌‌‍​‌​ ‍‌​ ‍‌​ ‌ ​ ​‍​ ‌ ​‍‌‍‌ ‌​‌ ‍‌‌ ​​‌‍‌‌​ ‌‌‍‍​‌‍ ‌ ‌​‌‍‌‌‌‍ ​‌​‌‍‌‍​‌‌ ​‌​‍‌‍‌ ​​‌‍​‌‌ ‌​‌‍‍​​ ‌‌‍​‌‌‍ ‍‌ ​ ‌ ‌ ‌‍‌‌‌ ​‍​‍‌‌​ ‌‌‌​​‍‌‌ ‌‍‍ ‌‍‌‌‌ ‍‌​‍‌‌​ ​ ‌​‌​​‍‌‌​ ​ ‌​‌​​‍‌‌​ ​‍​ ​‍‌‍​‍​ ​ ‌‍‌​​ ‍​​ ​ ‌‍‌‌​ ‍​​ ​‌‌‍​‌​ ‌​​ ‍​​ ‌‍​‍‌‌​ ​‍​ ​‍​‍‌‌​ ‌‌‌​‌​​‍ ‍‌‍​ ‌‍‍​‌‍‍‌‌‍ ​‌‍‌​‌ ​‍‌‍‌‌‌‍ ‍​‍‌‌​ ‌‌‌​​‍‌‌ ‌‍‍ ‌‍‌‌‌ ‍‌​‍‌‌​ ​ ‌​‌​​‍‌‌​ ​ ‌​‌​​‍‌‌​ ​‍​ ​‍​ ‌‌​ ​ ‌‍​‌​ ‌​​ ‍​‌‍‌​​ ​‌‌‍​‌​ ​‍​ ​‌‌‍‌‍‌‍​‍​‍‌‌​ ​‍​ ​‍​‍‌‌​ ‌‌‌​‌​​‍ ‍‌ ‌​‌‍‌‌‌ ‍​‌ ‌​​‍‌‍‌ ​​‌‍‌‌‌ ​‍‌ ​ ‌ ​​‌‍‌‌‌‍​ ‌ ‌​‌‍‍‌‌ ‌‍‌‍‌‌​ ‌‌ ​​‌ ‌‌‌‍​‍‌‍ ​‌‍‍‌‌ ​ ‌‍‍​‌‍‌‌‌‍‌​​‍​‍‌ ‌
Accesibilidad​​​​‌ ‍ ​‍​‍‌‍ ‌ ​‍‌‍‍‌‌‍‌ ‌‍‍‌‌‍ ‍​‍​‍​ ‍‍​‍​‍‌ ​ ‌‍​‌‌‍ ‍‌‍‍‌‌ ‌​‌ ‍‌​‍ ‍‌‍‍‌‌‍ ​‍​‍​‍ ​​‍​‍‌‍‍​‌ ​‍‌‍‌‌‌‍‌‍​‍​‍​ ‍‍​‍​‍‌‍‍​‌ ‌​‌ ‌​‌ ​​‌ ​ ​ ‍‍​‍ ​‍ ‌‍ ​​‍ ‌‌‍​‌‌‍ ‍‌‍‌​​‍ ‌‌ ​‍​‍ ‌‌‍‍​‌‍ ‌ ‌​‌‍‌‌‌‍ ​‌ ​ ​‍ ‌‌ ​ ‌ ‌​‌ ‌‌‌‍‌​‌‍‍‌‌‍ ​‍ ‍‌ ‌‍‌‍‌‌‌ ​‍‌‍​ ‌‍‌‌‌‍ ​​‍ ‍‌‍​‌‌ ​​‌ ​​​‍ ‌‍‍‌‌‍ ‍‌ ‌​‌‍‌‌‌‍ ‍‌ ‌​​‍ ‌‍‌‌‌‍‌​‌‍‍‌‌ ‌​​‍ ‌‍ ‌‌‍ ‌‍‌​‌‍‌‌​ ‌‌ ​​‌ ​‍‌‍‌‌‌ ​ ‌‍‌‌‌‍ ‍‌ ‌​‌‍​‌‌ ‌​‌‍‍‌‌‍ ‌‍ ‍​ ‍ ‌‍‍‌‌‍‌​​ ‌‌‍​‍‌‍‌‌‌‍​‍‌‍​ ​ ​​‌‍​ ​ ‌ ​ ‍‌​‍ ‌‌‍​‍‌‍​‌​ ‍‌​ ‌ ​‍ ‌​ ‌​​ ‌‌​ ​​​ ​‍​‍ ‌‌‍​‍​ ‌‌​ ‌​​ ‍​​‍ ‌​ ‍‌‌‍‌‌‌‍‌‌​ ​ ‌‍‌​​ ‌‌​ ‌ ​ ‌​‌‍‌‌‌‍​‌‌‍​‍​ ​‌​ ‍ ‌ ‌​‌ ‍‌‌ ​​‌‍‌‌​ ‌‌‍‍​‌‍ ‌ ‌​‌‍‌‌‌‍ ​‌‌​ ‌‍‍‌‌ ‌​‌‍‌‌‌‌​​‌‍​‌‌‍‌ ‌‍‌‌​ ‍ ‌ ​​‌‍​‌‌ ‌​‌‍‍​​ ‌‌ ​​‌‍​‌‌‍‌ ‌‍‌‌‌​​‍‌ ‌‌‌‍‍‌‌‍ ​‌‍‌​‌‍‌‌‌ ​‍​‍‌‌​ ‌‌‌​​‍‌‌ ‌‍‍ ‌‍‌‌‌ ‍‌​‍‌‌​ ​ ‌​‌​​‍‌‌​ ​ ‌​‌​​‍‌‌​ ​‍​ ​‍​ ‍​​ ‍​​ ‌‌​ ‌ ​ ‌‍‌‍​‍​ ‌​​ ‌‍​ ‌‍‌‍‌‍​ ‌‌‌‍‌​​‍‌‌​ ​‍​ ​‍​‍‌‌​ ‌‌‌​‌​​‍ ‍‌‍‌‍‌‍​‌‌ ​‌‌‌​ ‌‍‌‌‌‍​ ‌ ‌​‌‍‍‌‌‍ ‌‍ ‍‌ ​ ​‍‌‌​ ‌‌‌​​‍‌‌ ‌‍‍ ‌‍‌‌‌ ‍‌​‍‌‌​ ​ ‌​‌​​‍‌‌​ ​ ‌​‌​​‍‌‌​ ​‍​ ​‍​ ‍‌​ ‌ ​ ‍​‌‍‌‌​ ‌‌​ ‌‍​ ​ ‌‍‌​​ ‌​‌‍‌‍​ ​ ‌‍​ ​‍‌‌​ ​‍​ ​‍​‍‌‌​ ‌‌‌​‌​​‍ ‍‌ ​ ‌‍‌‌‌‍​ ‌ ‌​‌‍‍‌‌‍ ‌‍ ‍‌‌‌​‌‍‍‌‌ ‌​‌‍ ​‌‍‌‌​ ‌‍​‍‌‍​‌‌ ​ ‌‍‌‌‌‌‌‌‌ ​‍‌‍ ​​ ‌‌‍‍​‌ ‌​‌ ‌​‌ ​​‌ ​ ​‍‌‌​ ​ ‌​​‌​‍‌‌​ ​‍‌​‌‍​‍‌‌​ ​‍‌​‌‍‌‍ ​​‍ ‌‌‍​‌‌‍ ‍‌‍‌​​‍ ‌‌ ​‍​‍ ‌‌‍‍​‌‍ ‌ ‌​‌‍‌‌‌‍ ​‌ ​ ​‍ ‌‌ ​ ‌ ‌​‌ ‌‌‌‍‌​‌‍‍‌‌‍ ​‍ ‍‌ ‌‍‌‍‌‌‌ ​‍‌‍​ ‌‍‌‌‌‍ ​​‍ ‍‌‍​‌‌ ​​‌ ​​​‍‌‍‌‍‍‌‌‍‌​​ ‌‌‍​‍‌‍‌‌‌‍​‍‌‍​ ​ ​​‌‍​ ​ ‌ ​ ‍‌​‍ ‌‌‍​‍‌‍​‌​ ‍‌​ ‌ ​‍ ‌​ ‌​​ ‌‌​ ​​​ ​‍​‍ ‌‌‍​‍​ ‌‌​ ‌​​ ‍​​‍ ‌​ ‍‌‌‍‌‌‌‍‌‌​ ​ ‌‍‌​​ ‌‌​ ‌ ​ ‌​‌‍‌‌‌‍​‌‌‍​‍​ ​‌​‍‌‍‌ ‌​‌ ‍‌‌ ​​‌‍‌‌​ ‌‌‍‍​‌‍ ‌ ‌​‌‍‌‌‌‍ ​‌‌​ ‌‍‍‌‌ ‌​‌‍‌‌‌‌​​‌‍​‌‌‍‌ ‌‍‌‌​‍‌‍‌ ​​‌‍​‌‌ ‌​‌‍‍​​ ‌‌ ​​‌‍​‌‌‍‌ ‌‍‌‌‌​​‍‌ ‌‌‌‍‍‌‌‍ ​‌‍‌​‌‍‌‌‌ ​‍​‍‌‌​ ‌‌‌​​‍‌‌ ‌‍‍ ‌‍‌‌‌ ‍‌​‍‌‌​ ​ ‌​‌​​‍‌‌​ ​ ‌​‌​​‍‌‌​ ​‍​ ​‍​ ‍​​ ‍​​ ‌‌​ ‌ ​ ‌‍‌‍​‍​ ‌​​ ‌‍​ ‌‍‌‍‌‍​ ‌‌‌‍‌​​‍‌‌​ ​‍​ ​‍​‍‌‌​ ‌‌‌​‌​​‍ ‍‌‍‌‍‌‍​‌‌ ​‌‌‌​ ‌‍‌‌‌‍​ ‌ ‌​‌‍‍‌‌‍ ‌‍ ‍‌ ​ ​‍‌‌​ ‌‌‌​​‍‌‌ ‌‍‍ ‌‍‌‌‌ ‍‌​‍‌‌​ ​ ‌​‌​​‍‌‌​ ​ ‌​‌​​‍‌‌​ ​‍​ ​‍​ ‍‌​ ‌ ​ ‍​‌‍‌‌​ ‌‌​ ‌‍​ ​ ‌‍‌​​ ‌​‌‍‌‍​ ​ ‌‍​ ​‍‌‌​ ​‍​ ​‍​‍‌‌​ ‌‌‌​‌​​‍ ‍‌ ​ ‌‍‌‌‌‍​ ‌ ‌​‌‍‍‌‌‍ ‌‍ ‍‌‌‌​‌‍‍‌‌ ‌​‌‍ ​‌‍‌‌​‍‌‍‌ ​​‌‍‌‌‌ ​‍‌ ​ ‌ ​​‌‍‌‌‌‍​ ‌ ‌​‌‍‍‌‌ ‌‍‌‍‌‌​ ‌‌ ​​‌ ‌‌‌‍​‍‌‍ ​‌‍‍‌‌ ​ ‌‍‍​‌‍‌‌‌‍‌​​‍​‍‌ ‌
¿Tienen habitaciones accesibles?​​​​‌ ‍ ​‍​‍‌‍ ‌ ​‍‌‍‍‌‌‍‌ ‌‍‍‌‌‍ ‍​‍​‍​ ‍‍​‍​‍‌ ​ ‌‍​‌‌‍ ‍‌‍‍‌‌ ‌​‌ ‍‌​‍ ‍‌‍‍‌‌‍ ​‍​‍​‍ ​​‍​‍‌‍‍​‌ ​‍‌‍‌‌‌‍‌‍​‍​‍​ ‍‍​‍​‍‌‍‍​‌ ‌​‌ ‌​‌ ​​‌ ​ ​ ‍‍​‍ ​‍ ‌‍ ​​‍ ‌‌‍​‌‌‍ ‍‌‍‌​​‍ ‌‌ ​‍​‍ ‌‌‍‍​‌‍ ‌ ‌​‌‍‌‌‌‍ ​‌ ​ ​‍ ‌‌ ​ ‌ ‌​‌ ‌‌‌‍‌​‌‍‍‌‌‍ ​‍ ‍‌ ‌‍‌‍‌‌‌ ​‍‌‍​ ‌‍‌‌‌‍ ​​‍ ‍‌‍​‌‌ ​​‌ ​​​‍ ‌‍‍‌‌‍ ‍‌ ‌​‌‍‌‌‌‍ ‍‌ ‌​​‍ ‌‍‌‌‌‍‌​‌‍‍‌‌ ‌​​‍ ‌‍ ‌‌‍ ‌‍‌​‌‍‌‌​ ‌‌ ​​‌ ​‍‌‍‌‌‌ ​ ‌‍‌‌‌‍ ‍‌ ‌​‌‍​‌‌ ‌​‌‍‍‌‌‍ ‌‍ ‍​ ‍ ‌‍‍‌‌‍‌​​ ‌​ ‌ ​ ‌‌​ ​‌​ ‍‌‌‍​ ​ ‌ ​ ​ ‌‍​ ​‍ ‌​ ‍​‌‍‌‌​ ​​‌‍​ ​‍ ‌​ ‌​‌‍​‌‌‍‌​​ ​​​‍ ‌​ ‍​‌‍‌‍​ ‍​​ ​ ​‍ ‌​ ​​​ ​‍​ ‍​​ ‍‌​ ​ ​ ‌‌​ ‍‌​ ‍​‌‍​‍‌‍​‌‌‍‌‍‌‍​ ​ ‍ ‌ ‌​‌ ‍‌‌ ​​‌‍‌‌​ ‌‌‍‍​‌‍ ‌ ‌​‌‍‌‌‌‍ ​‌​‌‍‌‍​‌‌ ​‌​ ‍ ‌ ​​‌‍​‌‌ ‌​‌‍‍​​ ‌‌ ​‌‌ ‌‌‌‍‌‌‌ ​ ‌ ‌​‌‍‍‌‌‍ ‌‍ ‍​ ‌‍​‍‌‍​‌‌ ​ ‌‍‌‌‌‌‌‌‌ ​‍‌‍ ​​ ‌‌‍‍​‌ ‌​‌ ‌​‌ ​​‌ ​ ​‍‌‌​ ​ ‌​​‌​‍‌‌​ ​‍‌​‌‍​‍‌‌​ ​‍‌​‌‍‌‍ ​​‍ ‌‌‍​‌‌‍ ‍‌‍‌​​‍ ‌‌ ​‍​‍ ‌‌‍‍​‌‍ ‌ ‌​‌‍‌‌‌‍ ​‌ ​ ​‍ ‌‌ ​ ‌ ‌​‌ ‌‌‌‍‌​‌‍‍‌‌‍ ​‍ ‍‌ ‌‍‌‍‌‌‌ ​‍‌‍​ ‌‍‌‌‌‍ ​​‍ ‍‌‍​‌‌ ​​‌ ​​​‍‌‍‌‍‍‌‌‍‌​​ ‌​ ‌ ​ ‌‌​ ​‌​ ‍‌‌‍​ ​ ‌ ​ ​ ‌‍​ ​‍ ‌​ ‍​‌‍‌‌​ ​​‌‍​ ​‍ ‌​ ‌​‌‍​‌‌‍‌​​ ​​​‍ ‌​ ‍​‌‍‌‍​ ‍​​ ​ ​‍ ‌​ ​​​ ​‍​ ‍​​ ‍‌​ ​ ​ ‌‌​ ‍‌​ ‍​‌‍​‍‌‍​‌‌‍‌‍‌‍​ ​‍‌‍‌ ‌​‌ ‍‌‌ ​​‌‍‌‌​ ‌‌‍‍​‌‍ ‌ ‌​‌‍‌‌‌‍ ​‌​‌‍‌‍​‌‌ ​‌​‍‌‍‌ ​​‌‍​‌‌ ‌​‌‍‍​​ ‌‌ ​‌‌ ‌‌‌‍‌‌‌ ​ ‌ ‌​‌‍‍‌‌‍ ‌‍ ‍​‍‌‍‌ ​​‌‍‌‌‌ ​‍‌ ​ ‌ ​​‌‍‌‌‌‍​ ‌ ‌​‌‍‍‌‌ ‌‍‌‍‌‌​ ‌‌ ​​‌ ‌‌‌‍​‍‌‍ ​‌‍‍‌‌ ​ ‌‍‍​‌‍‌‌‌‍‌​​‍​‍‌ ‌
Sí. Gran Marbella cuenta con varias habitaciones accesibles. Ponte
en contacto con Guest Relations para comentar tus necesidades
antes de reservar.​​​​‌ ‍ ​‍​‍‌‍ ‌ ​‍‌‍‍‌‌‍‌ ‌‍‍‌‌‍ ‍​‍​‍​ ‍‍​‍​‍‌ ​ ‌‍​‌‌‍ ‍‌‍‍‌‌ ‌​‌ ‍‌​‍ ‍‌‍‍‌‌‍ ​‍​‍​‍ ​​‍​‍‌‍‍​‌ ​‍‌‍‌‌‌‍‌‍​‍​‍​ ‍‍​‍​‍‌‍‍​‌ ‌​‌ ‌​‌ ​​‌ ​ ​ ‍‍​‍ ​‍ ‌‍ ​​‍ ‌‌‍​‌‌‍ ‍‌‍‌​​‍ ‌‌ ​‍​‍ ‌‌‍‍​‌‍ ‌ ‌​‌‍‌‌‌‍ ​‌ ​ ​‍ ‌‌ ​ ‌ ‌​‌ ‌‌‌‍‌​‌‍‍‌‌‍ ​‍ ‍‌ ‌‍‌‍‌‌‌ ​‍‌‍​ ‌‍‌‌‌‍ ​​‍ ‍‌‍​‌‌ ​​‌ ​​​‍ ‌‍‍‌‌‍ ‍‌ ‌​‌‍‌‌‌‍ ‍‌ ‌​​‍ ‌‍‌‌‌‍‌​‌‍‍‌‌ ‌​​‍ ‌‍ ‌‌‍ ‌‍‌​‌‍‌‌​ ‌‌ ​​‌ ​‍‌‍‌‌‌ ​ ‌‍‌‌‌‍ ‍‌ ‌​‌‍​‌‌ ‌​‌‍‍‌‌‍ ‌‍ ‍​ ‍ ‌‍‍‌‌‍‌​​ ‌​ ‌ ​ ‌‌​ ​‌​ ‍‌‌‍​ ​ ‌ ​ ​ ‌‍​ ​‍ ‌​ ‍​‌‍‌‌​ ​​‌‍​ ​‍ ‌​ ‌​‌‍​‌‌‍‌​​ ​​​‍ ‌​ ‍​‌‍‌‍​ ‍​​ ​ ​‍ ‌​ ​​​ ​‍​ ‍​​ ‍‌​ ​ ​ ‌‌​ ‍‌​ ‍​‌‍​‍‌‍​‌‌‍‌‍‌‍​ ​ ‍ ‌ ‌​‌ ‍‌‌ ​​‌‍‌‌​ ‌‌‍‍​‌‍ ‌ ‌​‌‍‌‌‌‍ ​‌​‌‍‌‍​‌‌ ​‌​ ‍ ‌ ​​‌‍​‌‌ ‌​‌‍‍​​ ‌‌‍​‌‌‍ ‍‌ ​ ‌ ‌ ‌‍‌‌‌ ​‍​‍‌‌​ ‌‌‌​​‍‌‌ ‌‍‍ ‌‍‌‌‌ ‍‌​‍‌‌​ ​ ‌​‌​​‍‌‌​ ​ ‌​‌​​‍‌‌​ ​‍​ ​‍​ ‍‌​ ​‍​ ​‍‌‍​‌‌‍‌‌​ ‌ ‌‍​ ​ ‌‍‌‍​ ‌‍‌‍​ ‌‍​ ​‍​‍‌‌​ ​‍​ ​‍​‍‌‌​ ‌‌‌​‌​​‍ ‍‌‍​ ‌‍‍​‌‍‍‌‌‍ ​‌‍‌​‌ ​‍‌‍‌‌‌‍ ‍​‍‌‌​ ‌‌‌​​‍‌‌ ‌‍‍ ‌‍‌‌‌ ‍‌​‍‌‌​ ​ ‌​‌​​‍‌‌​ ​ ‌​‌​​‍‌‌​ ​‍​ ​‍​ ‍​​ ‍‌‌‍‌‌​ ‌‌‌‍‌​‌‍​‌‌‍​ ‌‍‌‍‌‍​‌‌‍​‍​ ‍​​ ‌‌​‍‌‌​ ​‍​ ​‍​‍‌‌​ ‌‌‌​‌​​‍ ‍‌ ‌​‌‍‌‌‌ ‍​‌ ‌​​ ‌‍​‍‌‍​‌‌ ​ ‌‍‌‌‌‌‌‌‌ ​‍‌‍ ​​ ‌‌‍‍​‌ ‌​‌ ‌​‌ ​​‌ ​ ​‍‌‌​ ​ ‌​​‌​‍‌‌​ ​‍‌​‌‍​‍‌‌​ ​‍‌​‌‍‌‍ ​​‍ ‌‌‍​‌‌‍ ‍‌‍‌​​‍ ‌‌ ​‍​‍ ‌‌‍‍​‌‍ ‌ ‌​‌‍‌‌‌‍ ​‌ ​ ​‍ ‌‌ ​ ‌ ‌​‌ ‌‌‌‍‌​‌‍‍‌‌‍ ​‍ ‍‌ ‌‍‌‍‌‌‌ ​‍‌‍​ ‌‍‌‌‌‍ ​​‍ ‍‌‍​‌‌ ​​‌ ​​​‍‌‍‌‍‍‌‌‍‌​​ ‌​ ‌ ​ ‌‌​ ​‌​ ‍‌‌‍​ ​ ‌ ​ ​ ‌‍​ ​‍ ‌​ ‍​‌‍‌‌​ ​​‌‍​ ​‍ ‌​ ‌​‌‍​‌‌‍‌​​ ​​​‍ ‌​ ‍​‌‍‌‍​ ‍​​ ​ ​‍ ‌​ ​​​ ​‍​ ‍​​ ‍‌​ ​ ​ ‌‌​ ‍‌​ ‍​‌‍​‍‌‍​‌‌‍‌‍‌‍​ ​‍‌‍‌ ‌​‌ ‍‌‌ ​​‌‍‌‌​ ‌‌‍‍​‌‍ ‌ ‌​‌‍‌‌‌‍ ​‌​‌‍‌‍​‌‌ ​‌​‍‌‍‌ ​​‌‍​‌‌ ‌​‌‍‍​​ ‌‌‍​‌‌‍ ‍‌ ​ ‌ ‌ ‌‍‌‌‌ ​‍​‍‌‌​ ‌‌‌​​‍‌‌ ‌‍‍ ‌‍‌‌‌ ‍‌​‍‌‌​ ​ ‌​‌​​‍‌‌​ ​ ‌​‌​​‍‌‌​ ​‍​ ​‍​ ‍‌​ ​‍​ ​‍‌‍​‌‌‍‌‌​ ‌ ‌‍​ ​ ‌‍‌‍​ ‌‍‌‍​ ‌‍​ ​‍​‍‌‌​ ​‍​ ​‍​‍‌‌​ ‌‌‌​‌​​‍ ‍‌‍​ ‌‍‍​‌‍‍‌‌‍ ​‌‍‌​‌ ​‍‌‍‌‌‌‍ ‍​‍‌‌​ ‌‌‌​​‍‌‌ ‌‍‍ ‌‍‌‌‌ ‍‌​‍‌‌​ ​ ‌​‌​​‍‌‌​ ​ ‌​‌​​‍‌‌​ ​‍​ ​‍​ ‍​​ ‍‌‌‍‌‌​ ‌‌‌‍‌​‌‍​‌‌‍​ ‌‍‌‍‌‍​‌‌‍​‍​ ‍​​ ‌‌​‍‌‌​ ​‍​ ​‍​‍‌‌​ ‌‌‌​‌​​‍ ‍‌ ‌​‌‍‌‌‌ ‍​‌ ‌​​‍‌‍‌ ​​‌‍‌‌‌ ​‍‌ ​ ‌ ​​‌‍‌‌‌‍​ ‌ ‌​‌‍‍‌‌ ‌‍‌‍‌‌​ ‌‌ ​​‌ ‌‌‌‍​‍‌‍ ​‌‍‍‌‌ ​ ‌‍‍​‌‍‌‌‌‍‌​​‍​‍‌ ‌
¿Tenéis un número de contacto para consultas sobre accesibilidad?​​​​‌ ‍ ​‍​‍‌‍ ‌ ​‍‌‍‍‌‌‍‌ ‌‍‍‌‌‍ ‍​‍​‍​ ‍‍​‍​‍‌ ​ ‌‍​‌‌‍ ‍‌‍‍‌‌ ‌​‌ ‍‌​‍ ‍‌‍‍‌‌‍ ​‍​‍​‍ ​​‍​‍‌‍‍​‌ ​‍‌‍‌‌‌‍‌‍​‍​‍​ ‍‍​‍​‍‌‍‍​‌ ‌​‌ ‌​‌ ​​‌ ​ ​ ‍‍​‍ ​‍ ‌‍ ​​‍ ‌‌‍​‌‌‍ ‍‌‍‌​​‍ ‌‌ ​‍​‍ ‌‌‍‍​‌‍ ‌ ‌​‌‍‌‌‌‍ ​‌ ​ ​‍ ‌‌ ​ ‌ ‌​‌ ‌‌‌‍‌​‌‍‍‌‌‍ ​‍ ‍‌ ‌‍‌‍‌‌‌ ​‍‌‍​ ‌‍‌‌‌‍ ​​‍ ‍‌‍​‌‌ ​​‌ ​​​‍ ‌‍‍‌‌‍ ‍‌ ‌​‌‍‌‌‌‍ ‍‌ ‌​​‍ ‌‍‌‌‌‍‌​‌‍‍‌‌ ‌​​‍ ‌‍ ‌‌‍ ‌‍‌​‌‍‌‌​ ‌‌ ​​‌ ​‍‌‍‌‌‌ ​ ‌‍‌‌‌‍ ‍‌ ‌​‌‍​‌‌ ‌​‌‍‍‌‌‍ ‌‍ ‍​ ‍ ‌‍‍‌‌‍‌​​ ‌​ ‌​‌‍​‍​ ‌ ‌‍​‍​ ‌ ​ ​​‌‍​‍​ ​‍​‍ ‌‌‍‌‌​ ‌​​ ‌ ​ ​​​‍ ‌​ ‌​‌‍‌​‌‍‌‌‌‍​ ​‍ ‌‌‍​‌‌‍‌‍​ ​​​ ‌‍​‍ ‌‌‍​‍​ ‌​​ ‍​​ ‍‌​ ‍‌‌‍​‍‌‍‌‌​ ​‍‌‍‌‌‌‍‌‌‌‍​ ​ ​ ​ ‍ ‌ ‌​‌ ‍‌‌ ​​‌‍‌‌​ ‌‌‍‍​‌‍ ‌ ‌​‌‍‌‌‌‍ ​‌​‌‍‌‍​‌‌ ​‌​ ‍ ‌ ​​‌‍​‌‌ ‌​‌‍‍​​ ‌‌ ​‌‌ ‌‌‌‍‌‌‌ ​ ‌ ‌​‌‍‍‌‌‍ ‌‍ ‍​ ‌‍​‍‌‍​‌‌ ​ ‌‍‌‌‌‌‌‌‌ ​‍‌‍ ​​ ‌‌‍‍​‌ ‌​‌ ‌​‌ ​​‌ ​ ​‍‌‌​ ​ ‌​​‌​‍‌‌​ ​‍‌​‌‍​‍‌‌​ ​‍‌​‌‍‌‍ ​​‍ ‌‌‍​‌‌‍ ‍‌‍‌​​‍ ‌‌ ​‍​‍ ‌‌‍‍​‌‍ ‌ ‌​‌‍‌‌‌‍ ​‌ ​ ​‍ ‌‌ ​ ‌ ‌​‌ ‌‌‌‍‌​‌‍‍‌‌‍ ​‍ ‍‌ ‌‍‌‍‌‌‌ ​‍‌‍​ ‌‍‌‌‌‍ ​​‍ ‍‌‍​‌‌ ​​‌ ​​​‍‌‍‌‍‍‌‌‍‌​​ ‌​ ‌​‌‍​‍​ ‌ ‌‍​‍​ ‌ ​ ​​‌‍​‍​ ​‍​‍ ‌‌‍‌‌​ ‌​​ ‌ ​ ​​​‍ ‌​ ‌​‌‍‌​‌‍‌‌‌‍​ ​‍ ‌‌‍​‌‌‍‌‍​ ​​​ ‌‍​‍ ‌‌‍​‍​ ‌​​ ‍​​ ‍‌​ ‍‌‌‍​‍‌‍‌‌​ ​‍‌‍‌‌‌‍‌‌‌‍​ ​ ​ ​‍‌‍‌ ‌​‌ ‍‌‌ ​​‌‍‌‌​ ‌‌‍‍​‌‍ ‌ ‌​‌‍‌‌‌‍ ​‌​‌‍‌‍​‌‌ ​‌​‍‌‍‌ ​​‌‍​‌‌ ‌​‌‍‍​​ ‌‌ ​‌‌ ‌‌‌‍‌‌‌ ​ ‌ ‌​‌‍‍‌‌‍ ‌‍ ‍​‍‌‍‌ ​​‌‍‌‌‌ ​‍‌ ​ ‌ ​​‌‍‌‌‌‍​ ‌ ‌​‌‍‍‌‌ ‌‍‌‍‌‌​ ‌‌ ​​‌ ‌‌‌‍​‍‌‍ ​‌‍‍‌‌ ​ ‌‍‍​‌‍‌‌‌‍‌​​‍​‍‌ ‌
Para cualquier consulta no cubierta aquí, por favor llámanos
directamente antes de tu llegada y estaremos encantados de
ayudarte.​​​​‌ ‍ ​‍​‍‌‍ ‌ ​‍‌‍‍‌‌‍‌ ‌‍‍‌‌‍ ‍​‍​‍​ ‍‍​‍​‍‌ ​ ‌‍​‌‌‍ ‍‌‍‍‌‌ ‌​‌ ‍‌​‍ ‍‌‍‍‌‌‍ ​‍​‍​‍ ​​‍​‍‌‍‍​‌ ​‍‌‍‌‌‌‍‌‍​‍​‍​ ‍‍​‍​‍‌‍‍​‌ ‌​‌ ‌​‌ ​​‌ ​ ​ ‍‍​‍ ​‍ ‌‍ ​​‍ ‌‌‍​‌‌‍ ‍‌‍‌​​‍ ‌‌ ​‍​‍ ‌‌‍‍​‌‍ ‌ ‌​‌‍‌‌‌‍ ​‌ ​ ​‍ ‌‌ ​ ‌ ‌​‌ ‌‌‌‍‌​‌‍‍‌‌‍ ​‍ ‍‌ ‌‍‌‍‌‌‌ ​‍‌‍​ ‌‍‌‌‌‍ ​​‍ ‍‌‍​‌‌ ​​‌ ​​​‍ ‌‍‍‌‌‍ ‍‌ ‌​‌‍‌‌‌‍ ‍‌ ‌​​‍ ‌‍‌‌‌‍‌​‌‍‍‌‌ ‌​​‍ ‌‍ ‌‌‍ ‌‍‌​‌‍‌‌​ ‌‌ ​​‌ ​‍‌‍‌‌‌ ​ ‌‍‌‌‌‍ ‍‌ ‌​‌‍​‌‌ ‌​‌‍‍‌‌‍ ‌‍ ‍​ ‍ ‌‍‍‌‌‍‌​​ ‌​ ‌​‌‍​‍​ ‌ ‌‍​‍​ ‌ ​ ​​‌‍​‍​ ​‍​‍ ‌‌‍‌‌​ ‌​​ ‌ ​ ​​​‍ ‌​ ‌​‌‍‌​‌‍‌‌‌‍​ ​‍ ‌‌‍​‌‌‍‌‍​ ​​​ ‌‍​‍ ‌‌‍​‍​ ‌​​ ‍​​ ‍‌​ ‍‌‌‍​‍‌‍‌‌​ ​‍‌‍‌‌‌‍‌‌‌‍​ ​ ​ ​ ‍ ‌ ‌​‌ ‍‌‌ ​​‌‍‌‌​ ‌‌‍‍​‌‍ ‌ ‌​‌‍‌‌‌‍ ​‌​‌‍‌‍​‌‌ ​‌​ ‍ ‌ ​​‌‍​‌‌ ‌​‌‍‍​​ ‌‌‍​‌‌‍ ‍‌ ​ ‌ ‌ ‌‍‌‌‌ ​‍​‍‌‌​ ‌‌‌​​‍‌‌ ‌‍‍ ‌‍‌‌‌ ‍‌​‍‌‌​ ​ ‌​‌​​‍‌‌​ ​ ‌​‌​​‍‌‌​ ​‍​ ​‍‌‍‌‍​ ‍‌​ ​​​ ‌ ​ ‌ ‌‍​‌​ ‌‌‌‍​ ​ ‌‌‌‍​‍‌‍​‌​ ​​​‍‌‌​ ​‍​ ​‍​‍‌‌​ ‌‌‌​‌​​‍ ‍‌‍​ ‌‍‍​‌‍‍‌‌‍ ​‌‍‌​‌ ​‍‌‍‌‌‌‍ ‍​‍‌‌​ ‌‌‌​​‍‌‌ ‌‍‍ ‌‍‌‌‌ ‍‌​‍‌‌​ ​ ‌​‌​​‍‌‌​ ​ ‌​‌​​‍‌‌​ ​‍​ ​‍​ ‍‌​ ‌ ‌‍‌‌​ ​​​ ​ ​ ​‍​ ‍‌​ ‌‌​ ​‍‌‍‌‌​ ​‍​ ​‍​‍‌‌​ ​‍​ ​‍​‍‌‌​ ‌‌‌​‌​​‍ ‍‌ ‌​‌‍‌‌‌ ‍​‌ ‌​​ ‌‍​‍‌‍​‌‌ ​ ‌‍‌‌‌‌‌‌‌ ​‍‌‍ ​​ ‌‌‍‍​‌ ‌​‌ ‌​‌ ​​‌ ​ ​‍‌‌​ ​ ‌​​‌​‍‌‌​ ​‍‌​‌‍​‍‌‌​ ​‍‌​‌‍‌‍ ​​‍ ‌‌‍​‌‌‍ ‍‌‍‌​​‍ ‌‌ ​‍​‍ ‌‌‍‍​‌‍ ‌ ‌​‌‍‌‌‌‍ ​‌ ​ ​‍ ‌‌ ​ ‌ ‌​‌ ‌‌‌‍‌​‌‍‍‌‌‍ ​‍ ‍‌ ‌‍‌‍‌‌‌ ​‍‌‍​ ‌‍‌‌‌‍ ​​‍ ‍‌‍​‌‌ ​​‌ ​​​‍‌‍‌‍‍‌‌‍‌​​ ‌​ ‌​‌‍​‍​ ‌ ‌‍​‍​ ‌ ​ ​​‌‍​‍​ ​‍​‍ ‌‌‍‌‌​ ‌​​ ‌ ​ ​​​‍ ‌​ ‌​‌‍‌​‌‍‌‌‌‍​ ​‍ ‌‌‍​‌‌‍‌‍​ ​​​ ‌‍​‍ ‌‌‍​‍​ ‌​​ ‍​​ ‍‌​ ‍‌‌‍​‍‌‍‌‌​ ​‍‌‍‌‌‌‍‌‌‌‍​ ​ ​ ​‍‌‍‌ ‌​‌ ‍‌‌ ​​‌‍‌‌​ ‌‌‍‍​‌‍ ‌ ‌​‌‍‌‌‌‍ ​‌​‌‍‌‍​‌‌ ​‌​‍‌‍‌ ​​‌‍​‌‌ ‌​‌‍‍​​ ‌‌‍​‌‌‍ ‍‌ ​ ‌ ‌ ‌‍‌‌‌ ​‍​‍‌‌​ ‌‌‌​​‍‌‌ ‌‍‍ ‌‍‌‌‌ ‍‌​‍‌‌​ ​ ‌​‌​​‍‌‌​ ​ ‌​‌​​‍‌‌​ ​‍​ ​‍‌‍‌‍​ ‍‌​ ​​​ ‌ ​ ‌ ‌‍​‌​ ‌‌‌‍​ ​ ‌‌‌‍​‍‌‍​‌​ ​​​‍‌‌​ ​‍​ ​‍​‍‌‌​ ‌‌‌​‌​​‍ ‍‌‍​ ‌‍‍​‌‍‍‌‌‍ ​‌‍‌​‌ ​‍‌‍‌‌‌‍ ‍​‍‌‌​ ‌‌‌​​‍‌‌ ‌‍‍ ‌‍‌‌‌ ‍‌​‍‌‌​ ​ ‌​‌​​‍‌‌​ ​ ‌​‌​​‍‌‌​ ​‍​ ​‍​ ‍‌​ ‌ ‌‍‌‌​ ​​​ ​ ​ ​‍​ ‍‌​ ‌‌​ ​‍‌‍‌‌​ ​‍​ ​‍​‍‌‌​ ​‍​ ​‍​‍‌‌​ ‌‌‌​‌​​‍ ‍‌ ‌​‌‍‌‌‌ ‍​‌ ‌​​‍‌‍‌ ​​‌‍‌‌‌ ​‍‌ ​ ‌ ​​‌‍‌‌‌‍​ ‌ ‌​‌‍‍‌‌ ‌‍‌‍‌‌​ ‌‌ ​​‌ ‌‌‌‍​‍‌‍ ​‌‍‍‌‌ ​ ‌‍‍​‌‍‌‌‌‍‌​​‍​‍‌ ‌
¿Ofrecéis pases de día para el spa?​​​​‌ ‍ ​‍​‍‌‍ ‌ ​‍‌‍‍‌‌‍‌ ‌‍‍‌‌‍ ‍​‍​‍​ ‍‍​‍​‍‌ ​ ‌‍​‌‌‍ ‍‌‍‍‌‌ ‌​‌ ‍‌​‍ ‍‌‍‍‌‌‍ ​‍​‍​‍ ​​‍​‍‌‍‍​‌ ​‍‌‍‌‌‌‍‌‍​‍​‍​ ‍‍​‍​‍‌‍‍​‌ ‌​‌ ‌​‌ ​​‌ ​ ​ ‍‍​‍ ​‍ ‌‍ ​​‍ ‌‌‍​‌‌‍ ‍‌‍‌​​‍ ‌‌ ​‍​‍ ‌‌‍‍​‌‍ ‌ ‌​‌‍‌‌‌‍ ​‌ ​ ​‍ ‌‌ ​ ‌ ‌​‌ ‌‌‌‍‌​‌‍‍‌‌‍ ​‍ ‍‌ ‌‍‌‍‌‌‌ ​‍‌‍​ ‌‍‌‌‌‍ ​​‍ ‍‌‍​‌‌ ​​‌ ​​​‍ ‌‍‍‌‌‍ ‍‌ ‌​‌‍‌‌‌‍ ‍‌ ‌​​‍ ‌‍‌‌‌‍‌​‌‍‍‌‌ ‌​​‍ ‌‍ ‌‌‍ ‌‍‌​‌‍‌‌​ ‌‌ ​​‌ ​‍‌‍‌‌‌ ​ ‌‍‌‌‌‍ ‍‌ ‌​‌‍​‌‌ ‌​‌‍‍‌‌‍ ‌‍ ‍​ ‍ ‌‍‍‌‌‍‌​​ ‌‌‍‌​​ ‍​​ ​ ​ ‌ ​ ‌‍​ ‌ ​ ​​‌‍​ ​‍ ‌‌‍​‌​ ​‌‌‍​ ​ ‌ ​‍ ‌​ ‌​​ ‍​‌‍​‍‌‍‌​​‍ ‌​ ‍​​ ‌​​ ‍​​ ‌ ​‍ ‌​ ​​‌‍‌‌​ ‌​​ ​‍‌‍​‌‌‍‌‍​ ​‍​ ‌ ​ ‌‌‌‍‌‍‌‍​ ​ ‍‌​ ‍ ‌ ‌​‌ ‍‌‌ ​​‌‍‌‌​ ‌‌‍‍​‌‍ ‌ ‌​‌‍‌‌‌‍ ​‌​‌‍‌‍​‌‌ ​‌​ ‍ ‌ ​​‌‍​‌‌ ‌​‌‍‍​​ ‌‌ ​‌‌ ‌‌‌‍‌‌‌ ​ ‌ ‌​‌‍‍‌‌‍ ‌‍ ‍​ ‌‍​‍‌‍​‌‌ ​ ‌‍‌‌‌‌‌‌‌ ​‍‌‍ ​​ ‌‌‍‍​‌ ‌​‌ ‌​‌ ​​‌ ​ ​‍‌‌​ ​ ‌​​‌​‍‌‌​ ​‍‌​‌‍​‍‌‌​ ​‍‌​‌‍‌‍ ​​‍ ‌‌‍​‌‌‍ ‍‌‍‌​​‍ ‌‌ ​‍​‍ ‌‌‍‍​‌‍ ‌ ‌​‌‍‌‌‌‍ ​‌ ​ ​‍ ‌‌ ​ ‌ ‌​‌ ‌‌‌‍‌​‌‍‍‌‌‍ ​‍ ‍‌ ‌‍‌‍‌‌‌ ​‍‌‍​ ‌‍‌‌‌‍ ​​‍ ‍‌‍​‌‌ ​​‌ ​​​‍‌‍‌‍‍‌‌‍‌​​ ‌‌‍‌​​ ‍​​ ​ ​ ‌ ​ ‌‍​ ‌ ​ ​​‌‍​ ​‍ ‌‌‍​‌​ ​‌‌‍​ ​ ‌ ​‍ ‌​ ‌​​ ‍​‌‍​‍‌‍‌​​‍ ‌​ ‍​​ ‌​​ ‍​​ ‌ ​‍ ‌​ ​​‌‍‌‌​ ‌​​ ​‍‌‍​‌‌‍‌‍​ ​‍​ ‌ ​ ‌‌‌‍‌‍‌‍​ ​ ‍‌​‍‌‍‌ ‌​‌ ‍‌‌ ​​‌‍‌‌​ ‌‌‍‍​‌‍ ‌ ‌​‌‍‌‌‌‍ ​‌​‌‍‌‍​‌‌ ​‌​‍‌‍‌ ​​‌‍​‌‌ ‌​‌‍‍​​ ‌‌ ​‌‌ ‌‌‌‍‌‌‌ ​ ‌ ‌​‌‍‍‌‌‍ ‌‍ ‍​‍‌‍‌ ​​‌‍‌‌‌ ​‍‌ ​ ‌ ​​‌‍‌‌‌‍​ ‌ ‌​‌‍‍‌‌ ‌‍‌‍‌‌​ ‌‌ ​​‌ ‌‌‌‍​‍‌‍ ​‌‍‍‌‌ ​ ‌‍‍​‌‍‌‌‌‍‌​​‍​‍‌ ‌
Sí. Disponemos de pases de 2 horas con un coste de 30 € por
huésped del hotel.​​​​‌ ‍ ​‍​‍‌‍ ‌ ​‍‌‍‍‌‌‍‌ ‌‍‍‌‌‍ ‍​‍​‍​ ‍‍​‍​‍‌ ​ ‌‍​‌‌‍ ‍‌‍‍‌‌ ‌​‌ ‍‌​‍ ‍‌‍‍‌‌‍ ​‍​‍​‍ ​​‍​‍‌‍‍​‌ ​‍‌‍‌‌‌‍‌‍​‍​‍​ ‍‍​‍​‍‌‍‍​‌ ‌​‌ ‌​‌ ​​‌ ​ ​ ‍‍​‍ ​‍ ‌‍ ​​‍ ‌‌‍​‌‌‍ ‍‌‍‌​​‍ ‌‌ ​‍​‍ ‌‌‍‍​‌‍ ‌ ‌​‌‍‌‌‌‍ ​‌ ​ ​‍ ‌‌ ​ ‌ ‌​‌ ‌‌‌‍‌​‌‍‍‌‌‍ ​‍ ‍‌ ‌‍‌‍‌‌‌ ​‍‌‍​ ‌‍‌‌‌‍ ​​‍ ‍‌‍​‌‌ ​​‌ ​​​‍ ‌‍‍‌‌‍ ‍‌ ‌​‌‍‌‌‌‍ ‍‌ ‌​​‍ ‌‍‌‌‌‍‌​‌‍‍‌‌ ‌​​‍ ‌‍ ‌‌‍ ‌‍‌​‌‍‌‌​ ‌‌ ​​‌ ​‍‌‍‌‌‌ ​ ‌‍‌‌‌‍ ‍‌ ‌​‌‍​‌‌ ‌​‌‍‍‌‌‍ ‌‍ ‍​ ‍ ‌‍‍‌‌‍‌​​ ‌‌‍‌​​ ‍​​ ​ ​ ‌ ​ ‌‍​ ‌ ​ ​​‌‍​ ​‍ ‌‌‍​‌​ ​‌‌‍​ ​ ‌ ​‍ ‌​ ‌​​ ‍​‌‍​‍‌‍‌​​‍ ‌​ ‍​​ ‌​​ ‍​​ ‌ ​‍ ‌​ ​​‌‍‌‌​ ‌​​ ​‍‌‍​‌‌‍‌‍​ ​‍​ ‌ ​ ‌‌‌‍‌‍‌‍​ ​ ‍‌​ ‍ ‌ ‌​‌ ‍‌‌ ​​‌‍‌‌​ ‌‌‍‍​‌‍ ‌ ‌​‌‍‌‌‌‍ ​‌​‌‍‌‍​‌‌ ​‌​ ‍ ‌ ​​‌‍​‌‌ ‌​‌‍‍​​ ‌‌‍​‌‌‍ ‍‌ ​ ‌ ‌ ‌‍‌‌‌ ​‍​‍‌‌​ ‌‌‌​​‍‌‌ ‌‍‍ ‌‍‌‌‌ ‍‌​‍‌‌​ ​ ‌​‌​​‍‌‌​ ​ ‌​‌​​‍‌‌​ ​‍​ ​‍‌‍​‍​ ‌​‌‍​‌​ ‌​‌‍​ ​ ‌‌​ ‍‌​ ​‌​ ​‌​ ‌ ​ ‍‌​ ‍​​‍‌‌​ ​‍​ ​‍​‍‌‌​ ‌‌‌​‌​​‍ ‍‌‍​ ‌‍‍​‌‍‍‌‌‍ ​‌‍‌​‌ ​‍‌‍‌‌‌‍ ‍​‍‌‌​ ‌‌‌​​‍‌‌ ‌‍‍ ‌‍‌‌‌ ‍‌​‍‌‌​ ​ ‌​‌​​‍‌‌​ ​ ‌​‌​​‍‌‌​ ​‍​ ​‍​ ‌ ​ ‌​‌‍‌‍‌‍‌​‌‍‌‍​ ‌‌‌‍‌‌​ ‌‍‌‍​ ​ ‌‌​ ​​​ ‍​​‍‌‌​ ​‍​ ​‍​‍‌‌​ ‌‌‌​‌​​‍ ‍‌ ‌​‌‍‌‌‌ ‍​‌ ‌​​ ‌‍​‍‌‍​‌‌ ​ ‌‍‌‌‌‌‌‌‌ ​‍‌‍ ​​ ‌‌‍‍​‌ ‌​‌ ‌​‌ ​​‌ ​ ​‍‌‌​ ​ ‌​​‌​‍‌‌​ ​‍‌​‌‍​‍‌‌​ ​‍‌​‌‍‌‍ ​​‍ ‌‌‍​‌‌‍ ‍‌‍‌​​‍ ‌‌ ​‍​‍ ‌‌‍‍​‌‍ ‌ ‌​‌‍‌‌‌‍ ​‌ ​ ​‍ ‌‌ ​ ‌ ‌​‌ ‌‌‌‍‌​‌‍‍‌‌‍ ​‍ ‍‌ ‌‍‌‍‌‌‌ ​‍‌‍​ ‌‍‌‌‌‍ ​​‍ ‍‌‍​‌‌ ​​‌ ​​​‍‌‍‌‍‍‌‌‍‌​​ ‌‌‍‌​​ ‍​​ ​ ​ ‌ ​ ‌‍​ ‌ ​ ​​‌‍​ ​‍ ‌‌‍​‌​ ​‌‌‍​ ​ ‌ ​‍ ‌​ ‌​​ ‍​‌‍​‍‌‍‌​​‍ ‌​ ‍​​ ‌​​ ‍​​ ‌ ​‍ ‌​ ​​‌‍‌‌​ ‌​​ ​‍‌‍​‌‌‍‌‍​ ​‍​ ‌ ​ ‌‌‌‍‌‍‌‍​ ​ ‍‌​‍‌‍‌ ‌​‌ ‍‌‌ ​​‌‍‌‌​ ‌‌‍‍​‌‍ ‌ ‌​‌‍‌‌‌‍ ​‌​‌‍‌‍​‌‌ ​‌​‍‌‍‌ ​​‌‍​‌‌ ‌​‌‍‍​​ ‌‌‍​‌‌‍ ‍‌ ​ ‌ ‌ ‌‍‌‌‌ ​‍​‍‌‌​ ‌‌‌​​‍‌‌ ‌‍‍ ‌‍‌‌‌ ‍‌​‍‌‌​ ​ ‌​‌​​‍‌‌​ ​ ‌​‌​​‍‌‌​ ​‍​ ​‍‌‍​‍​ ‌​‌‍​‌​ ‌​‌‍​ ​ ‌‌​ ‍‌​ ​‌​ ​‌​ ‌ ​ ‍‌​ ‍​​‍‌‌​ ​‍​ ​‍​‍‌‌​ ‌‌‌​‌​​‍ ‍‌‍​ ‌‍‍​‌‍‍‌‌‍ ​‌‍‌​‌ ​‍‌‍‌‌‌‍ ‍​‍‌‌​ ‌‌‌​​‍‌‌ ‌‍‍ ‌‍‌‌‌ ‍‌​‍‌‌​ ​ ‌​‌​​‍‌‌​ ​ ‌​‌​​‍‌‌​ ​‍​ ​‍​ ‌ ​ ‌​‌‍‌‍‌‍‌​‌‍‌‍​ ‌‌‌‍‌‌​ ‌‍‌‍​ ​ ‌‌​ ​​​ ‍​​‍‌‌​ ​‍​ ​‍​‍‌‌​ ‌‌‌​‌​​‍ ‍‌ ‌​‌‍‌‌‌ ‍​‌ ‌​​‍‌‍‌ ​​‌‍‌‌‌ ​‍‌ ​ ‌ ​​‌‍‌‌‌‍​ ‌ ‌​‌‍‍‌‌ ‌‍‌‍‌‌​ ‌‌ ​​‌ ‌‌‌‍​‍‌‍ ​‌‍‍‌‌ ​ ‌‍‍​‌‍‌‌‌‍‌​​‍​‍‌ ‌